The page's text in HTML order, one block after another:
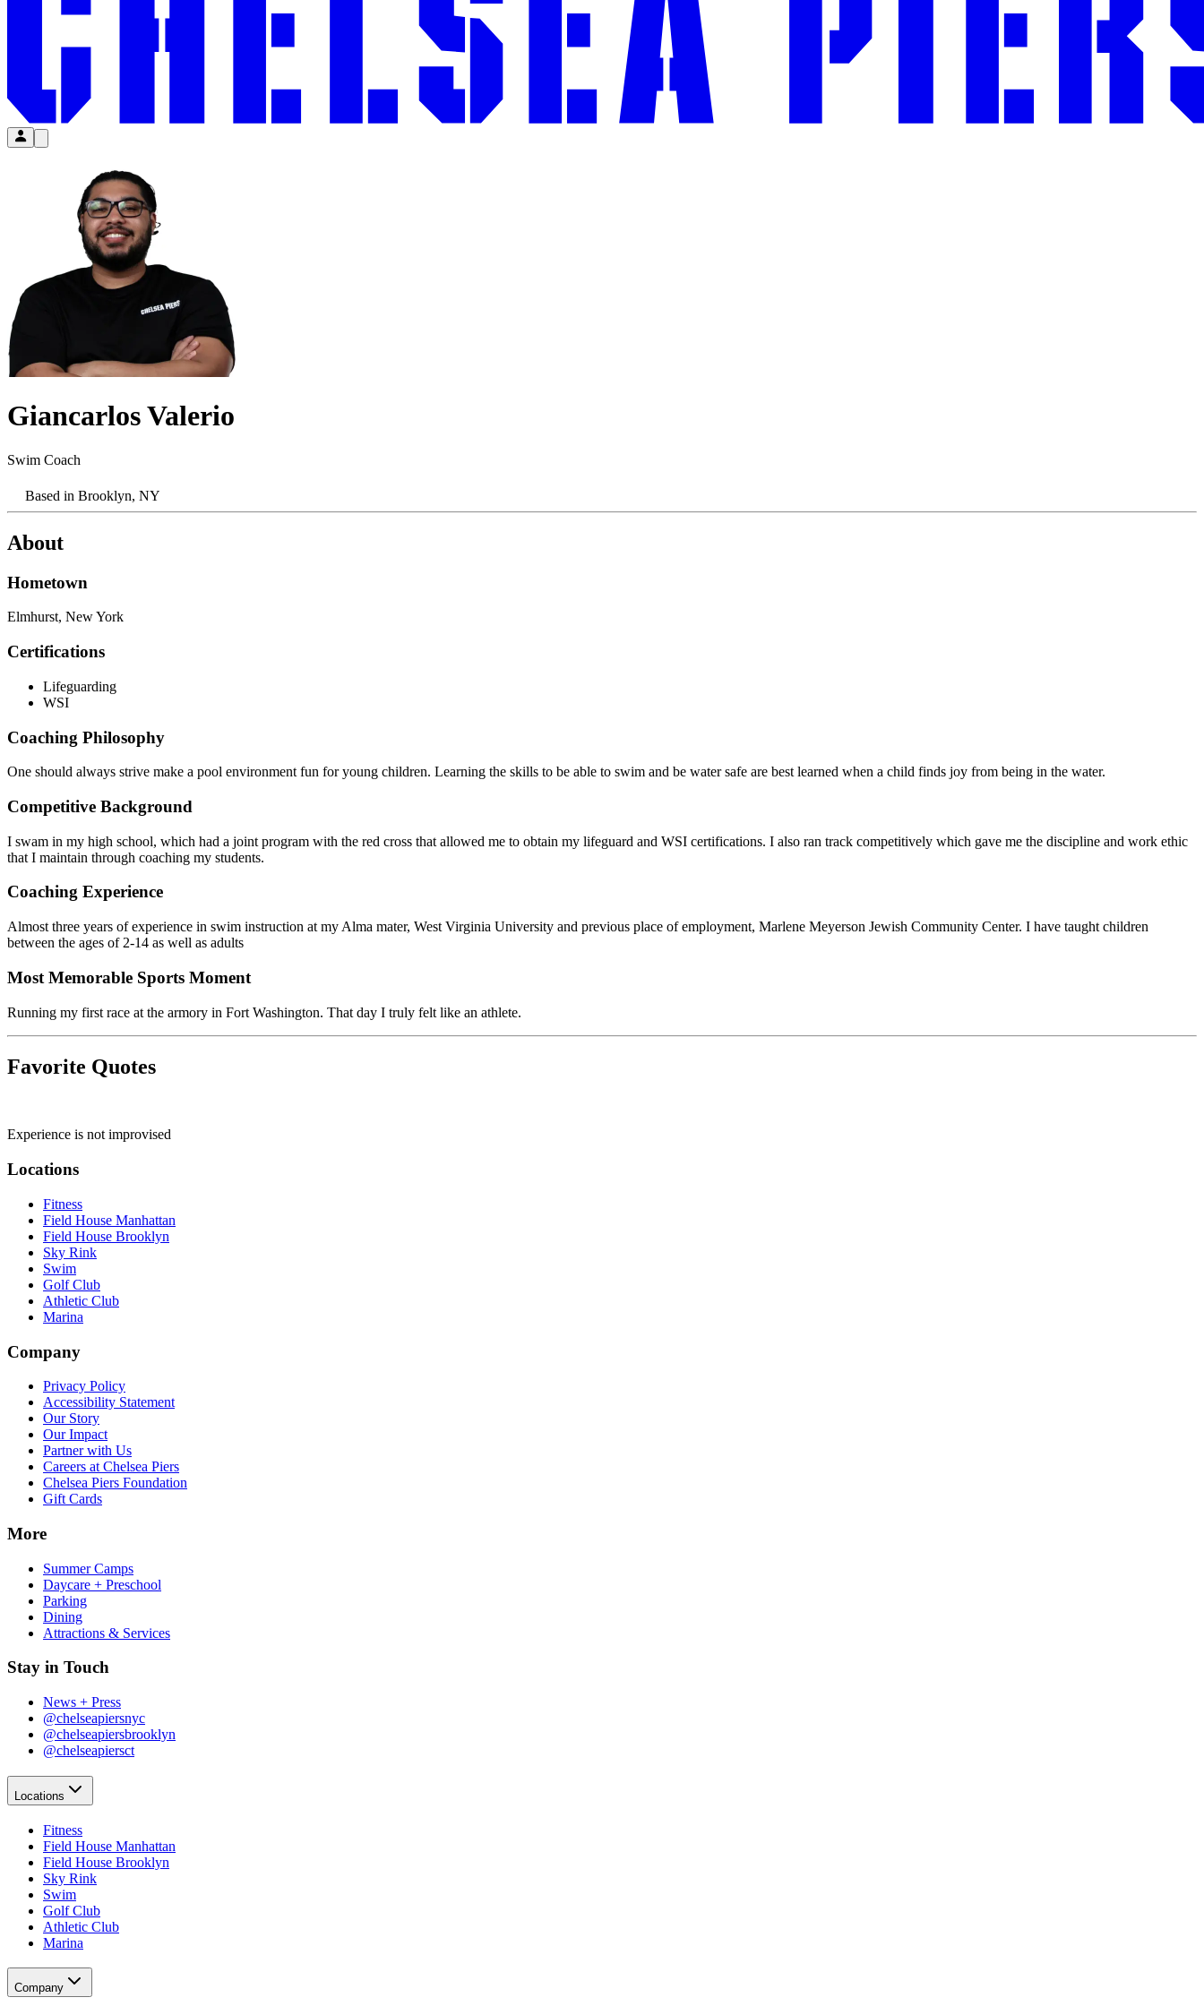
Giancarlos Valerio​​​​‌ ‍ ​‍​‍‌‍ ‌ ​‍‌‍‍‌‌‍‌ ‌‍‍‌‌‍ ‍​‍​‍​ ‍‍​‍​‍‌ ​ ‌‍​‌‌‍ ‍‌‍‍‌‌ ‌​‌ ‍‌​‍ ‍‌‍‍‌‌‍ ​‍​‍​‍ ​​‍​‍‌‍‍​‌ ​‍‌‍‌‌‌‍‌‍​‍​‍​ ‍‍​‍​‍‌‍‍​‌ ‌​‌ ‌​‌ ​​‌ ​ ​ ‍‍​‍ ​‍ ‌‍​ ‌‍‍​‌‍‌‌‌‍ ​‌ ​ ‌‍‌‌‌‍​‌‌ ​​‌‍‍‌‌‍‌‌‌ ​‍‌ ​ ​‍ ‍‌ ​ ‌‍​‌‌‍ ‍‌‍‍‌‌ ‌​‌ ‍‌​‍ ‍‌ ​ ‌ ‌​‌ ‌‌‌‍‌​‌‍‍‌‌‍ ​‍ ‌‍‍‌‌‍ ‍‌ ‌​‌‍‌‌‌‍ ‍‌ ‌​​‍ ‌‍‌‌‌‍‌​‌‍‍‌‌ ‌​​‍ ‌‍ ‌‌‍ ‌‍‌​‌‍‌‌​ ‌‌ ​​‌ ​‍‌‍‌‌‌ ​ ‌‍‌‌‌‍ ‍‌ ‌​‌‍​‌‌ ‌​‌‍‍‌‌‍ ‌‍ ‍​ ‍ ‌‍‍‌‌‍‌​​ ‌​ ‌‍​ ‌​​ ​‌​ ‍‌‌‍‌​‌‍​‌​ ‌‍‌‍‌‌​‍ ‌‌‍​‌​ ‌‌​ ​‍‌‍​‍​‍ ‌​ ‌​‌‍‌‍‌‍‌‌​ ​‌​‍ ‌​ ‍‌​ ​​‌‍​‍​ ‌ ​‍ ‌‌‍‌‍​ ​​​ ​ ‌‍​‍​ ‍‌​ ​‌​ ​​​ ‌​​ ‍​‌‍‌‌​ ‌ ​ ‍‌​ ‍ ‌ ‌​‌ ‍‌‌ ​​‌‍‌‌​ ‌‌‍​ ‌‍ ‌‍​‌‌‍​ ‌‍‍​​ ‍ ‌ ​​‌‍​‌‌ ‌​‌‍‍​​ ‌‌‍ ‍‌‍​‌‌‍ ‌‌‍‌‌​ ‌‍​‍‌‍​‌‌ ​ ‌‍‌‌‌‌‌‌‌ ​‍‌‍ ​​ ‌‌‍‍​‌ ‌​‌ ‌​‌ ​​‌ ​ ​‍‌‌​ ​ ‌​​‌​‍‌‌​ ​‍‌​‌‍​‍‌‌​ ​‍‌​‌‍‌‍​ ‌‍‍​‌‍‌‌‌‍ ​‌ ​ ‌‍‌‌‌‍​‌‌ ​​‌‍‍‌‌‍‌‌‌ ​‍‌ ​ ​‍ ‍‌ ​ ‌‍​‌‌‍ ‍‌‍‍‌‌ ‌​‌ ‍‌​‍ ‍‌ ​ ‌ ‌​‌ ‌‌‌‍‌​‌‍‍‌‌‍ ​‍‌‍‌‍‍‌‌‍‌​​ ‌​ ‌‍​ ‌​​ ​‌​ ‍‌‌‍‌​‌‍​‌​ ‌‍‌‍‌‌​‍ ‌‌‍​‌​ ‌‌​ ​‍‌‍​‍​‍ ‌​ ‌​‌‍‌‍‌‍‌‌​ ​‌​‍ ‌​ ‍‌​ ​​‌‍​‍​ ‌ ​‍ ‌‌‍‌‍​ ​​​ ​ ‌‍​‍​ ‍‌​ ​‌​ ​​​ ‌​​ ‍​‌‍‌‌​ ‌ ​ ‍‌​‍‌‍‌ ‌​‌ ‍‌‌ ​​‌‍‌‌​ ‌‌‍​ ‌‍ ‌‍​‌‌‍​ ‌‍‍​​‍‌‍‌ ​​‌‍​‌‌ ‌​‌‍‍​​ ‌‌‍ ‍‌‍​‌‌‍ ‌‌‍‌‌​‍‌‍‌ ​​‌‍‌‌‌ ​‍‌ ​ ‌ ​​‌‍‌‌‌‍​ ‌ ‌​‌‍‍‌‌ ‌‍‌‍‌‌​ ‌‌ ​​‌ ‌‌‌‍​‍‌‍ ​‌‍‍‌‌ ​ ‌‍‍​‌‍‌‌‌‍‌​​‍​‍‌ ‌
Swim Coach​​​​‌ ‍ ​‍​‍‌‍ ‌ ​‍‌‍‍‌‌‍‌ ‌‍‍‌‌‍ ‍​‍​‍​ ‍‍​‍​‍‌ ​ ‌‍​‌‌‍ ‍‌‍‍‌‌ ‌​‌ ‍‌​‍ ‍‌‍‍‌‌‍ ​‍​‍​‍ ​​‍​‍‌‍‍​‌ ​‍‌‍‌‌‌‍‌‍​‍​‍​ ‍‍​‍​‍‌‍‍​‌ ‌​‌ ‌​‌ ​​‌ ​ ​ ‍‍​‍ ​‍ ‌‍​ ‌‍‍​‌‍‌‌‌‍ ​‌ ​ ‌‍‌‌‌‍​‌‌ ​​‌‍‍‌‌‍‌‌‌ ​‍‌ ​ ​‍ ‍‌ ​ ‌‍​‌‌‍ ‍‌‍‍‌‌ ‌​‌ ‍‌​‍ ‍‌ ​ ‌ ‌​‌ ‌‌‌‍‌​‌‍‍‌‌‍ ​‍ ‌‍‍‌‌‍ ‍‌ ‌​‌‍‌‌‌‍ ‍‌ ‌​​‍ ‌‍‌‌‌‍‌​‌‍‍‌‌ ‌​​‍ ‌‍ ‌‌‍ ‌‍‌​‌‍‌‌​ ‌‌ ​​‌ ​‍‌‍‌‌‌ ​ ‌‍‌‌‌‍ ‍‌ ‌​‌‍​‌‌ ‌​‌‍‍‌‌‍ ‌‍ ‍​ ‍ ‌‍‍‌‌‍‌​​ ‌​ ‌‍​ ‌​​ ​‌​ ‍‌‌‍‌​‌‍​‌​ ‌‍‌‍‌‌​‍ ‌‌‍​‌​ ‌‌​ ​‍‌‍​‍​‍ ‌​ ‌​‌‍‌‍‌‍‌‌​ ​‌​‍ ‌​ ‍‌​ ​​‌‍​‍​ ‌ ​‍ ‌‌‍‌‍​ ​​​ ​ ‌‍​‍​ ‍‌​ ​‌​ ​​​ ‌​​ ‍​‌‍‌‌​ ‌ ​ ‍‌​ ‍ ‌ ‌​‌ ‍‌‌ ​​‌‍‌‌​ ‌‌‍​ ‌‍ ‌‍​‌‌‍​ ‌‍‍​​ ‍ ‌ ​​‌‍​‌‌ ‌​‌‍‍​​ ‌‌ ‌​‌‍‍‌‌ ‌​‌‍ ​‌‍‌‌​ ‌‍​‍‌‍​‌‌ ​ ‌‍‌‌‌‌‌‌‌ ​‍‌‍ ​​ ‌‌‍‍​‌ ‌​‌ ‌​‌ ​​‌ ​ ​‍‌‌​ ​ ‌​​‌​‍‌‌​ ​‍‌​‌‍​‍‌‌​ ​‍‌​‌‍‌‍​ ‌‍‍​‌‍‌‌‌‍ ​‌ ​ ‌‍‌‌‌‍​‌‌ ​​‌‍‍‌‌‍‌‌‌ ​‍‌ ​ ​‍ ‍‌ ​ ‌‍​‌‌‍ ‍‌‍‍‌‌ ‌​‌ ‍‌​‍ ‍‌ ​ ‌ ‌​‌ ‌‌‌‍‌​‌‍‍‌‌‍ ​‍‌‍‌‍‍‌‌‍‌​​ ‌​ ‌‍​ ‌​​ ​‌​ ‍‌‌‍‌​‌‍​‌​ ‌‍‌‍‌‌​‍ ‌‌‍​‌​ ‌‌​ ​‍‌‍​‍​‍ ‌​ ‌​‌‍‌‍‌‍‌‌​ ​‌​‍ ‌​ ‍‌​ ​​‌‍​‍​ ‌ ​‍ ‌‌‍‌‍​ ​​​ ​ ‌‍​‍​ ‍‌​ ​‌​ ​​​ ‌​​ ‍​‌‍‌‌​ ‌ ​ ‍‌​‍‌‍‌ ‌​‌ ‍‌‌ ​​‌‍‌‌​ ‌‌‍​ ‌‍ ‌‍​‌‌‍​ ‌‍‍​​‍‌‍‌ ​​‌‍​‌‌ ‌​‌‍‍​​ ‌‌ ‌​‌‍‍‌‌ ‌​‌‍ ​‌‍‌‌​‍‌‍‌ ​​‌‍‌‌‌ ​‍‌ ​ ‌ ​​‌‍‌‌‌‍​ ‌ ‌​‌‍‍‌‌ ‌‍‌‍‌‌​ ‌‌ ​​‌ ‌‌‌‍​‍‌‍ ​‌‍‍‌‌ ​ ‌‍‍​‌‍‌‌‌‍‌​​‍​‍‌ ‌
Based in Brooklyn, NY​​​​‌ ‍ ​‍​‍‌‍ ‌ ​‍‌‍‍‌‌‍‌ ‌‍‍‌‌‍ ‍​‍​‍​ ‍‍​‍​‍‌ ​ ‌‍​‌‌‍ ‍‌‍‍‌‌ ‌​‌ ‍‌​‍ ‍‌‍‍‌‌‍ ​‍​‍​‍ ​​‍​‍‌‍‍​‌ ​‍‌‍‌‌‌‍‌‍​‍​‍​ ‍‍​‍​‍‌‍‍​‌ ‌​‌ ‌​‌ ​​‌ ​ ​ ‍‍​‍ ​‍ ‌‍​ ‌‍‍​‌‍‌‌‌‍ ​‌ ​ ‌‍‌‌‌‍​‌‌ ​​‌‍‍‌‌‍‌‌‌ ​‍‌ ​ ​‍ ‍‌ ​ ‌‍​‌‌‍ ‍‌‍‍‌‌ ‌​‌ ‍‌​‍ ‍‌ ​ ‌ ‌​‌ ‌‌‌‍‌​‌‍‍‌‌‍ ​‍ ‌‍‍‌‌‍ ‍‌ ‌​‌‍‌‌‌‍ ‍‌ ‌​​‍ ‌‍‌‌‌‍‌​‌‍‍‌‌ ‌​​‍ ‌‍ ‌‌‍ ‌‍‌​‌‍‌‌​ ‌‌ ​​‌ ​‍‌‍‌‌‌ ​ ‌‍‌‌‌‍ ‍‌ ‌​‌‍​‌‌ ‌​‌‍‍‌‌‍ ‌‍ ‍​ ‍ ‌‍‍‌‌‍‌​​ ‌​ ‌‍​ ‌​​ ​‌​ ‍‌‌‍‌​‌‍​‌​ ‌‍‌‍‌‌​‍ ‌‌‍​‌​ ‌‌​ ​‍‌‍​‍​‍ ‌​ ‌​‌‍‌‍‌‍‌‌​ ​‌​‍ ‌​ ‍‌​ ​​‌‍​‍​ ‌ ​‍ ‌‌‍‌‍​ ​​​ ​ ‌‍​‍​ ‍‌​ ​‌​ ​​​ ‌​​ ‍​‌‍‌‌​ ‌ ​ ‍‌​ ‍ ‌ ‌​‌ ‍‌‌ ​​‌‍‌‌​ ‌‌‍​ ‌‍ ‌‍​‌‌‍​ ‌‍‍​​ ‍ ‌ ​​‌‍​‌‌ ‌​‌‍‍​​ ‌‌‍ ​‌‍ ‌‍​ ‌‍​‌‌ ‌​‌‍‍‌‌‍ ‌‍ ‍​ ‌‍​‍‌‍​‌‌ ​ ‌‍‌‌‌‌‌‌‌ ​‍‌‍ ​​ ‌‌‍‍​‌ ‌​‌ ‌​‌ ​​‌ ​ ​‍‌‌​ ​ ‌​​‌​‍‌‌​ ​‍‌​‌‍​‍‌‌​ ​‍‌​‌‍‌‍​ ‌‍‍​‌‍‌‌‌‍ ​‌ ​ ‌‍‌‌‌‍​‌‌ ​​‌‍‍‌‌‍‌‌‌ ​‍‌ ​ ​‍ ‍‌ ​ ‌‍​‌‌‍ ‍‌‍‍‌‌ ‌​‌ ‍‌​‍ ‍‌ ​ ‌ ‌​‌ ‌‌‌‍‌​‌‍‍‌‌‍ ​‍‌‍‌‍‍‌‌‍‌​​ ‌​ ‌‍​ ‌​​ ​‌​ ‍‌‌‍‌​‌‍​‌​ ‌‍‌‍‌‌​‍ ‌‌‍​‌​ ‌‌​ ​‍‌‍​‍​‍ ‌​ ‌​‌‍‌‍‌‍‌‌​ ​‌​‍ ‌​ ‍‌​ ​​‌‍​‍​ ‌ ​‍ ‌‌‍‌‍​ ​​​ ​ ‌‍​‍​ ‍‌​ ​‌​ ​​​ ‌​​ ‍​‌‍‌‌​ ‌ ​ ‍‌​‍‌‍‌ ‌​‌ ‍‌‌ ​​‌‍‌‌​ ‌‌‍​ ‌‍ ‌‍​‌‌‍​ ‌‍‍​​‍‌‍‌ ​​‌‍​‌‌ ‌​‌‍‍​​ ‌‌‍ ​‌‍ ‌‍​ ‌‍​‌‌ ‌​‌‍‍‌‌‍ ‌‍ ‍​‍‌‍‌ ​​‌‍‌‌‌ ​‍‌ ​ ‌ ​​‌‍‌‌‌‍​ ‌ ‌​‌‍‍‌‌ ‌‍‌‍‌‌​ ‌‌ ​​‌ ‌‌‌‍​‍‌‍ ​‌‍‍‌‌ ​ ‌‍‍​‌‍‌‌‌‍‌​​‍​‍‌ ‌
About
Hometown​​​​‌ ‍ ​‍​‍‌‍ ‌ ​‍‌‍‍‌‌‍‌ ‌‍‍‌‌‍ ‍​‍​‍​ ‍‍​‍​‍‌ ​ ‌‍​‌‌‍ ‍‌‍‍‌‌ ‌​‌ ‍‌​‍ ‍‌‍‍‌‌‍ ​‍​‍​‍ ​​‍​‍‌‍‍​‌ ​‍‌‍‌‌‌‍‌‍​‍​‍​ ‍‍​‍​‍‌‍‍​‌ ‌​‌ ‌​‌ ​​‌ ​ ​ ‍‍​‍ ​‍ ‌‍​ ‌‍‍​‌‍‌‌‌‍ ​‌ ​ ‌‍‌‌‌‍​‌‌ ​​‌‍‍‌‌‍‌‌‌ ​‍‌ ​ ​‍ ‍‌ ​ ‌‍​‌‌‍ ‍‌‍‍‌‌ ‌​‌ ‍‌​‍ ‍‌ ​ ‌ ‌​‌ ‌‌‌‍‌​‌‍‍‌‌‍ ​‍ ‌‍‍‌‌‍ ‍‌ ‌​‌‍‌‌‌‍ ‍‌ ‌​​‍ ‌‍‌‌‌‍‌​‌‍‍‌‌ ‌​​‍ ‌‍ ‌‌‍ ‌‍‌​‌‍‌‌​ ‌‌ ​​‌ ​‍‌‍‌‌‌ ​ ‌‍‌‌‌‍ ‍‌ ‌​‌‍​‌‌ ‌​‌‍‍‌‌‍ ‌‍ ‍​ ‍ ‌‍‍‌‌‍‌​​ ‌​ ‌‍​ ‌​​ ​‌​ ‍‌‌‍‌​‌‍​‌​ ‌‍‌‍‌‌​‍ ‌‌‍​‌​ ‌‌​ ​‍‌‍​‍​‍ ‌​ ‌​‌‍‌‍‌‍‌‌​ ​‌​‍ ‌​ ‍‌​ ​​‌‍​‍​ ‌ ​‍ ‌‌‍‌‍​ ​​​ ​ ‌‍​‍​ ‍‌​ ​‌​ ​​​ ‌​​ ‍​‌‍‌‌​ ‌ ​ ‍‌​ ‍ ‌ ‌​‌ ‍‌‌ ​​‌‍‌‌​ ‌‌‍​ ‌‍ ‌‍​‌‌‍​ ‌‍‍​​ ‍ ‌ ​​‌‍​‌‌ ‌​‌‍‍​​ ‌‌ ​‍‌‍‍‌‌‍​ ‌‍‍​‌‌‌​‌‍‌‌‌ ‍​‌ ‌​​‍‌‌​ ‌‌‌​​‍‌‌ ‌‍‍ ‌‍‌‌‌ ‍‌​‍‌‌​ ​ ‌​‌​​‍‌‌​ ​ ‌​‌​​‍‌‌​ ​‍​ ​‍‌​‍​‌​‍​‌‌‌‍​ ​ ‌‌‍‍‌‌​​‌ ​‌‌​​ ​‍‌‌​ ​‍​ ​‍​‍‌‌​ ‌‌‌​‌​​‍ ‍‌‍​ ‌‍‍​‌‍‍‌‌‍ ​‌‍‌​‌ ​‍‌‍‌‌‌‍ ‍​‍‌‌​ ‌‌‌​​‍‌‌ ‌‍‍ ‌‍‌‌‌ ‍‌​‍‌‌​ ​ ‌​‌​​‍‌‌​ ​ ‌​‌​​‍‌‌​ ​‍​ ​‍‌‌‌‌‌‍‍ ‌‌‌‌‌​ ‌‌ ​‌‌‍‌‍‌‌​‌‌​‍‍​‍‌‌​ ​‍​ ​‍​‍‌‌​ ‌‌‌​‌​​‍ ‍‌ ‌​‌‍‌‌‌ ‍​‌ ‌​​ ‌‍​‍‌‍​‌‌ ​ ‌‍‌‌‌‌‌‌‌ ​‍‌‍ ​​ ‌‌‍‍​‌ ‌​‌ ‌​‌ ​​‌ ​ ​‍‌‌​ ​ ‌​​‌​‍‌‌​ ​‍‌​‌‍​‍‌‌​ ​‍‌​‌‍‌‍​ ‌‍‍​‌‍‌‌‌‍ ​‌ ​ ‌‍‌‌‌‍​‌‌ ​​‌‍‍‌‌‍‌‌‌ ​‍‌ ​ ​‍ ‍‌ ​ ‌‍​‌‌‍ ‍‌‍‍‌‌ ‌​‌ ‍‌​‍ ‍‌ ​ ‌ ‌​‌ ‌‌‌‍‌​‌‍‍‌‌‍ ​‍‌‍‌‍‍‌‌‍‌​​ ‌​ ‌‍​ ‌​​ ​‌​ ‍‌‌‍‌​‌‍​‌​ ‌‍‌‍‌‌​‍ ‌‌‍​‌​ ‌‌​ ​‍‌‍​‍​‍ ‌​ ‌​‌‍‌‍‌‍‌‌​ ​‌​‍ ‌​ ‍‌​ ​​‌‍​‍​ ‌ ​‍ ‌‌‍‌‍​ ​​​ ​ ‌‍​‍​ ‍‌​ ​‌​ ​​​ ‌​​ ‍​‌‍‌‌​ ‌ ​ ‍‌​‍‌‍‌ ‌​‌ ‍‌‌ ​​‌‍‌‌​ ‌‌‍​ ‌‍ ‌‍​‌‌‍​ ‌‍‍​​‍‌‍‌ ​​‌‍​‌‌ ‌​‌‍‍​​ ‌‌ ​‍‌‍‍‌‌‍​ ‌‍‍​‌‌‌​‌‍‌‌‌ ‍​‌ ‌​​‍‌‌​ ‌‌‌​​‍‌‌ ‌‍‍ ‌‍‌‌‌ ‍‌​‍‌‌​ ​ ‌​‌​​‍‌‌​ ​ ‌​‌​​‍‌‌​ ​‍​ ​‍‌​‍​‌​‍​‌‌‌‍​ ​ ‌‌‍‍‌‌​​‌ ​‌‌​​ ​‍‌‌​ ​‍​ ​‍​‍‌‌​ ‌‌‌​‌​​‍ ‍‌‍​ ‌‍‍​‌‍‍‌‌‍ ​‌‍‌​‌ ​‍‌‍‌‌‌‍ ‍​‍‌‌​ ‌‌‌​​‍‌‌ ‌‍‍ ‌‍‌‌‌ ‍‌​‍‌‌​ ​ ‌​‌​​‍‌‌​ ​ ‌​‌​​‍‌‌​ ​‍​ ​‍‌‌‌‌‌‍‍ ‌‌‌‌‌​ ‌‌ ​‌‌‍‌‍‌‌​‌‌​‍‍​‍‌‌​ ​‍​ ​‍​‍‌‌​ ‌‌‌​‌​​‍ ‍‌ ‌​‌‍‌‌‌ ‍​‌ ‌​​‍‌‍‌ ​​‌‍‌‌‌ ​‍‌ ​ ‌ ​​‌‍‌‌‌‍​ ‌ ‌​‌‍‍‌‌ ‌‍‌‍‌‌​ ‌‌ ​​‌ ‌‌‌‍​‍‌‍ ​‌‍‍‌‌ ​ ‌‍‍​‌‍‌‌‌‍‌​​‍​‍‌ ‌
Elmhurst, New York​​​​‌ ‍ ​‍​‍‌‍ ‌ ​‍‌‍‍‌‌‍‌ ‌‍‍‌‌‍ ‍​‍​‍​ ‍‍​‍​‍‌ ​ ‌‍​‌‌‍ ‍‌‍‍‌‌ ‌​‌ ‍‌​‍ ‍‌‍‍‌‌‍ ​‍​‍​‍ ​​‍​‍‌‍‍​‌ ​‍‌‍‌‌‌‍‌‍​‍​‍​ ‍‍​‍​‍‌‍‍​‌ ‌​‌ ‌​‌ ​​‌ ​ ​ ‍‍​‍ ​‍ ‌‍​ ‌‍‍​‌‍‌‌‌‍ ​‌ ​ ‌‍‌‌‌‍​‌‌ ​​‌‍‍‌‌‍‌‌‌ ​‍‌ ​ ​‍ ‍‌ ​ ‌‍​‌‌‍ ‍‌‍‍‌‌ ‌​‌ ‍‌​‍ ‍‌ ​ ‌ ‌​‌ ‌‌‌‍‌​‌‍‍‌‌‍ ​‍ ‌‍‍‌‌‍ ‍‌ ‌​‌‍‌‌‌‍ ‍‌ ‌​​‍ ‌‍‌‌‌‍‌​‌‍‍‌‌ ‌​​‍ ‌‍ ‌‌‍ ‌‍‌​‌‍‌‌​ ‌‌ ​​‌ ​‍‌‍‌‌‌ ​ ‌‍‌‌‌‍ ‍‌ ‌​‌‍​‌‌ ‌​‌‍‍‌‌‍ ‌‍ ‍​ ‍ ‌‍‍‌‌‍‌​​ ‌​ ‌‍​ ‌​​ ​‌​ ‍‌‌‍‌​‌‍​‌​ ‌‍‌‍‌‌​‍ ‌‌‍​‌​ ‌‌​ ​‍‌‍​‍​‍ ‌​ ‌​‌‍‌‍‌‍‌‌​ ​‌​‍ ‌​ ‍‌​ ​​‌‍​‍​ ‌ ​‍ ‌‌‍‌‍​ ​​​ ​ ‌‍​‍​ ‍‌​ ​‌​ ​​​ ‌​​ ‍​‌‍‌‌​ ‌ ​ ‍‌​ ‍ ‌ ‌​‌ ‍‌‌ ​​‌‍‌‌​ ‌‌‍​ ‌‍ ‌‍​‌‌‍​ ‌‍‍​​ ‍ ‌ ​​‌‍​‌‌ ‌​‌‍‍​​ ‌‌ ​‍‌‍‍‌‌‍​ ‌‍‍​‌‌‌​‌‍‌‌‌ ‍​‌ ‌​​‍‌‌​ ‌‌‌​​‍‌‌ ‌‍‍ ‌‍‌‌‌ ‍‌​‍‌‌​ ​ ‌​‌​​‍‌‌​ ​ ‌​‌​​‍‌‌​ ​‍​ ​‍‌ ​​​ ‌ ‌‍​ ‌‍‌‍‌​​‍‌‌​‌‌​ ​‌​‌ ​‍‌‌​ ​‍​ ​‍​‍‌‌​ ‌‌‌​‌​​‍ ‍‌‍​ ‌‍‍​‌‍‍‌‌‍ ​‌‍‌​‌ ​‍‌‍‌‌‌‍ ‍​‍‌‌​ ‌‌‌​​‍‌‌ ‌‍‍ ‌‍‌‌‌ ‍‌​‍‌‌​ ​ ‌​‌​​‍‌‌​ ​ ‌​‌​​‍‌‌​ ​‍​ ​‍​ ‌‍‌​ ‍​ ​‌‌​​‌‌ ​‍‌‍‍​​ ‍​‌‍ ‍​‍‌‌​ ​‍​ ​‍​‍‌‌​ ‌‌‌​‌​​‍ ‍‌ ‌​‌‍‌‌‌ ‍​‌ ‌​​ ‌‍​‍‌‍​‌‌ ​ ‌‍‌‌‌‌‌‌‌ ​‍‌‍ ​​ ‌‌‍‍​‌ ‌​‌ ‌​‌ ​​‌ ​ ​‍‌‌​ ​ ‌​​‌​‍‌‌​ ​‍‌​‌‍​‍‌‌​ ​‍‌​‌‍‌‍​ ‌‍‍​‌‍‌‌‌‍ ​‌ ​ ‌‍‌‌‌‍​‌‌ ​​‌‍‍‌‌‍‌‌‌ ​‍‌ ​ ​‍ ‍‌ ​ ‌‍​‌‌‍ ‍‌‍‍‌‌ ‌​‌ ‍‌​‍ ‍‌ ​ ‌ ‌​‌ ‌‌‌‍‌​‌‍‍‌‌‍ ​‍‌‍‌‍‍‌‌‍‌​​ ‌​ ‌‍​ ‌​​ ​‌​ ‍‌‌‍‌​‌‍​‌​ ‌‍‌‍‌‌​‍ ‌‌‍​‌​ ‌‌​ ​‍‌‍​‍​‍ ‌​ ‌​‌‍‌‍‌‍‌‌​ ​‌​‍ ‌​ ‍‌​ ​​‌‍​‍​ ‌ ​‍ ‌‌‍‌‍​ ​​​ ​ ‌‍​‍​ ‍‌​ ​‌​ ​​​ ‌​​ ‍​‌‍‌‌​ ‌ ​ ‍‌​‍‌‍‌ ‌​‌ ‍‌‌ ​​‌‍‌‌​ ‌‌‍​ ‌‍ ‌‍​‌‌‍​ ‌‍‍​​‍‌‍‌ ​​‌‍​‌‌ ‌​‌‍‍​​ ‌‌ ​‍‌‍‍‌‌‍​ ‌‍‍​‌‌‌​‌‍‌‌‌ ‍​‌ ‌​​‍‌‌​ ‌‌‌​​‍‌‌ ‌‍‍ ‌‍‌‌‌ ‍‌​‍‌‌​ ​ ‌​‌​​‍‌‌​ ​ ‌​‌​​‍‌‌​ ​‍​ ​‍‌ ​​​ ‌ ‌‍​ ‌‍‌‍‌​​‍‌‌​‌‌​ ​‌​‌ ​‍‌‌​ ​‍​ ​‍​‍‌‌​ ‌‌‌​‌​​‍ ‍‌‍​ ‌‍‍​‌‍‍‌‌‍ ​‌‍‌​‌ ​‍‌‍‌‌‌‍ ‍​‍‌‌​ ‌‌‌​​‍‌‌ ‌‍‍ ‌‍‌‌‌ ‍‌​‍‌‌​ ​ ‌​‌​​‍‌‌​ ​ ‌​‌​​‍‌‌​ ​‍​ ​‍​ ‌‍‌​ ‍​ ​‌‌​​‌‌ ​‍‌‍‍​​ ‍​‌‍ ‍​‍‌‌​ ​‍​ ​‍​‍‌‌​ ‌‌‌​‌​​‍ ‍‌ ‌​‌‍‌‌‌ ‍​‌ ‌​​‍‌‍‌ ​​‌‍‌‌‌ ​‍‌ ​ ‌ ​​‌‍‌‌‌‍​ ‌ ‌​‌‍‍‌‌ ‌‍‌‍‌‌​ ‌‌ ​​‌ ‌‌‌‍​‍‌‍ ​‌‍‍‌‌ ​ ‌‍‍​‌‍‌‌‌‍‌​​‍​‍‌ ‌
Certifications​​​​‌ ‍ ​‍​‍‌‍ ‌ ​‍‌‍‍‌‌‍‌ ‌‍‍‌‌‍ ‍​‍​‍​ ‍‍​‍​‍‌ ​ ‌‍​‌‌‍ ‍‌‍‍‌‌ ‌​‌ ‍‌​‍ ‍‌‍‍‌‌‍ ​‍​‍​‍ ​​‍​‍‌‍‍​‌ ​‍‌‍‌‌‌‍‌‍​‍​‍​ ‍‍​‍​‍‌‍‍​‌ ‌​‌ ‌​‌ ​​‌ ​ ​ ‍‍​‍ ​‍ ‌‍​ ‌‍‍​‌‍‌‌‌‍ ​‌ ​ ‌‍‌‌‌‍​‌‌ ​​‌‍‍‌‌‍‌‌‌ ​‍‌ ​ ​‍ ‍‌ ​ ‌‍​‌‌‍ ‍‌‍‍‌‌ ‌​‌ ‍‌​‍ ‍‌ ​ ‌ ‌​‌ ‌‌‌‍‌​‌‍‍‌‌‍ ​‍ ‌‍‍‌‌‍ ‍‌ ‌​‌‍‌‌‌‍ ‍‌ ‌​​‍ ‌‍‌‌‌‍‌​‌‍‍‌‌ ‌​​‍ ‌‍ ‌‌‍ ‌‍‌​‌‍‌‌​ ‌‌ ​​‌ ​‍‌‍‌‌‌ ​ ‌‍‌‌‌‍ ‍‌ ‌​‌‍​‌‌ ‌​‌‍‍‌‌‍ ‌‍ ‍​ ‍ ‌‍‍‌‌‍‌​​ ‌​ ‌‍​ ‌​​ ​‌​ ‍‌‌‍‌​‌‍​‌​ ‌‍‌‍‌‌​‍ ‌‌‍​‌​ ‌‌​ ​‍‌‍​‍​‍ ‌​ ‌​‌‍‌‍‌‍‌‌​ ​‌​‍ ‌​ ‍‌​ ​​‌‍​‍​ ‌ ​‍ ‌‌‍‌‍​ ​​​ ​ ‌‍​‍​ ‍‌​ ​‌​ ​​​ ‌​​ ‍​‌‍‌‌​ ‌ ​ ‍‌​ ‍ ‌ ‌​‌ ‍‌‌ ​​‌‍‌‌​ ‌‌‍​ ‌‍ ‌‍​‌‌‍​ ‌‍‍​​ ‍ ‌ ​​‌‍​‌‌ ‌​‌‍‍​​ ‌‌ ​‍‌‍‍‌‌‍​ ‌‍‍​‌‌‌​‌‍‌‌‌ ‍​‌ ‌​​‍‌‌​ ‌‌‌​​‍‌‌ ‌‍‍ ‌‍‌‌‌ ‍‌​‍‌‌​ ​ ‌​‌​​‍‌‌​ ​ ‌​‌​​‍‌‌​ ​‍​ ​‍‌​ ‌‌‌‌ ‌‍ ‌‍​ ‌‍‍ ‌‌‍‍‌​ ‌‌​‌​‍‌‌​ ​‍​ ​‍​‍‌‌​ ‌‌‌​‌​​‍ ‍‌‍​ ‌‍‍​‌‍‍‌‌‍ ​‌‍‌​‌ ​‍‌‍‌‌‌‍ ‍​‍‌‌​ ‌‌‌​​‍‌‌ ‌‍‍ ‌‍‌‌‌ ‍‌​‍‌‌​ ​ ‌​‌​​‍‌‌​ ​ ‌​‌​​‍‌‌​ ​‍​ ​‍​ ‌‌‌ ‌‍‌ ‌​‌‌​ ‌​‌‍‌ ‍‍​ ‌‌‌​‍‌​‍‌‌​ ​‍​ ​‍​‍‌‌​ ‌‌‌​‌​​‍ ‍‌ ‌​‌‍‌‌‌ ‍​‌ ‌​​ ‌‍​‍‌‍​‌‌ ​ ‌‍‌‌‌‌‌‌‌ ​‍‌‍ ​​ ‌‌‍‍​‌ ‌​‌ ‌​‌ ​​‌ ​ ​‍‌‌​ ​ ‌​​‌​‍‌‌​ ​‍‌​‌‍​‍‌‌​ ​‍‌​‌‍‌‍​ ‌‍‍​‌‍‌‌‌‍ ​‌ ​ ‌‍‌‌‌‍​‌‌ ​​‌‍‍‌‌‍‌‌‌ ​‍‌ ​ ​‍ ‍‌ ​ ‌‍​‌‌‍ ‍‌‍‍‌‌ ‌​‌ ‍‌​‍ ‍‌ ​ ‌ ‌​‌ ‌‌‌‍‌​‌‍‍‌‌‍ ​‍‌‍‌‍‍‌‌‍‌​​ ‌​ ‌‍​ ‌​​ ​‌​ ‍‌‌‍‌​‌‍​‌​ ‌‍‌‍‌‌​‍ ‌‌‍​‌​ ‌‌​ ​‍‌‍​‍​‍ ‌​ ‌​‌‍‌‍‌‍‌‌​ ​‌​‍ ‌​ ‍‌​ ​​‌‍​‍​ ‌ ​‍ ‌‌‍‌‍​ ​​​ ​ ‌‍​‍​ ‍‌​ ​‌​ ​​​ ‌​​ ‍​‌‍‌‌​ ‌ ​ ‍‌​‍‌‍‌ ‌​‌ ‍‌‌ ​​‌‍‌‌​ ‌‌‍​ ‌‍ ‌‍​‌‌‍​ ‌‍‍​​‍‌‍‌ ​​‌‍​‌‌ ‌​‌‍‍​​ ‌‌ ​‍‌‍‍‌‌‍​ ‌‍‍​‌‌‌​‌‍‌‌‌ ‍​‌ ‌​​‍‌‌​ ‌‌‌​​‍‌‌ ‌‍‍ ‌‍‌‌‌ ‍‌​‍‌‌​ ​ ‌​‌​​‍‌‌​ ​ ‌​‌​​‍‌‌​ ​‍​ ​‍‌​ ‌‌‌‌ ‌‍ ‌‍​ ‌‍‍ ‌‌‍‍‌​ ‌‌​‌​‍‌‌​ ​‍​ ​‍​‍‌‌​ ‌‌‌​‌​​‍ ‍‌‍​ ‌‍‍​‌‍‍‌‌‍ ​‌‍‌​‌ ​‍‌‍‌‌‌‍ ‍​‍‌‌​ ‌‌‌​​‍‌‌ ‌‍‍ ‌‍‌‌‌ ‍‌​‍‌‌​ ​ ‌​‌​​‍‌‌​ ​ ‌​‌​​‍‌‌​ ​‍​ ​‍​ ‌‌‌ ‌‍‌ ‌​‌‌​ ‌​‌‍‌ ‍‍​ ‌‌‌​‍‌​‍‌‌​ ​‍​ ​‍​‍‌‌​ ‌‌‌​‌​​‍ ‍‌ ‌​‌‍‌‌‌ ‍​‌ ‌​​‍‌‍‌ ​​‌‍‌‌‌ ​‍‌ ​ ‌ ​​‌‍‌‌‌‍​ ‌ ‌​‌‍‍‌‌ ‌‍‌‍‌‌​ ‌‌ ​​‌ ‌‌‌‍​‍‌‍ ​‌‍‍‌‌ ​ ‌‍‍​‌‍‌‌‌‍‌​​‍​‍‌ ‌
Lifeguarding​​​​‌ ‍ ​‍​‍‌‍ ‌ ​‍‌‍‍‌‌‍‌ ‌‍‍‌‌‍ ‍​‍​‍​ ‍‍​‍​‍‌ ​ ‌‍​‌‌‍ ‍‌‍‍‌‌ ‌​‌ ‍‌​‍ ‍‌‍‍‌‌‍ ​‍​‍​‍ ​​‍​‍‌‍‍​‌ ​‍‌‍‌‌‌‍‌‍​‍​‍​ ‍‍​‍​‍‌‍‍​‌ ‌​‌ ‌​‌ ​​‌ ​ ​ ‍‍​‍ ​‍ ‌‍​ ‌‍‍​‌‍‌‌‌‍ ​‌ ​ ‌‍‌‌‌‍​‌‌ ​​‌‍‍‌‌‍‌‌‌ ​‍‌ ​ ​‍ ‍‌ ​ ‌‍​‌‌‍ ‍‌‍‍‌‌ ‌​‌ ‍‌​‍ ‍‌ ​ ‌ ‌​‌ ‌‌‌‍‌​‌‍‍‌‌‍ ​‍ ‌‍‍‌‌‍ ‍‌ ‌​‌‍‌‌‌‍ ‍‌ ‌​​‍ ‌‍‌‌‌‍‌​‌‍‍‌‌ ‌​​‍ ‌‍ ‌‌‍ ‌‍‌​‌‍‌‌​ ‌‌ ​​‌ ​‍‌‍‌‌‌ ​ ‌‍‌‌‌‍ ‍‌ ‌​‌‍​‌‌ ‌​‌‍‍‌‌‍ ‌‍ ‍​ ‍ ‌‍‍‌‌‍‌​​ ‌​ ‌‍​ ‌​​ ​‌​ ‍‌‌‍‌​‌‍​‌​ ‌‍‌‍‌‌​‍ ‌‌‍​‌​ ‌‌​ ​‍‌‍​‍​‍ ‌​ ‌​‌‍‌‍‌‍‌‌​ ​‌​‍ ‌​ ‍‌​ ​​‌‍​‍​ ‌ ​‍ ‌‌‍‌‍​ ​​​ ​ ‌‍​‍​ ‍‌​ ​‌​ ​​​ ‌​​ ‍​‌‍‌‌​ ‌ ​ ‍‌​ ‍ ‌ ‌​‌ ‍‌‌ ​​‌‍‌‌​ ‌‌‍​ ‌‍ ‌‍​‌‌‍​ ‌‍‍​​ ‍ ‌ ​​‌‍​‌‌ ‌​‌‍‍​​ ‌‌ ​‍‌‍‍‌‌‍​ ‌‍‍​‌‌‌​‌‍‌‌‌ ‍​‌ ‌​​‍‌‌​ ‌‌‌​​‍‌‌ ‌‍‍ ‌‍‌‌‌ ‍‌​‍‌‌​ ​ ‌​‌​​‍‌‌​ ​ ‌​‌​​‍‌‌​ ​‍​ ​‍‌‌‌ ‌​‍‌‌‌‌‌‌‍ ‌‌ ‌‍​ ‌ ‌​‍‍​ ‌ ​‍‌‌​ ​‍​ ​‍​‍‌‌​ ‌‌‌​‌​​‍ ‍‌‍​ ‌‍‍​‌‍‍‌‌‍ ​‌‍‌​‌ ​‍‌‍‌‌‌‍ ‍​‍‌‌​ ‌‌‌​​‍‌‌ ‌‍‍ ‌‍‌‌‌ ‍‌​‍‌‌​ ​ ‌​‌​​‍‌‌​ ​ ‌​‌​​‍‌‌​ ​‍​ ​‍‌​​‍‌ ‌​‌‍​‍‌ ‌ ‌​ ​​ ​ ‌‌‌ ‌ ​‌​‍‌‌​ ​‍​ ​‍​‍‌‌​ ‌‌‌​‌​​‍ ‍‌ ‌​‌‍‌‌‌ ‍​‌ ‌​​ ‌‍​‍‌‍​‌‌ ​ ‌‍‌‌‌‌‌‌‌ ​‍‌‍ ​​ ‌‌‍‍​‌ ‌​‌ ‌​‌ ​​‌ ​ ​‍‌‌​ ​ ‌​​‌​‍‌‌​ ​‍‌​‌‍​‍‌‌​ ​‍‌​‌‍‌‍​ ‌‍‍​‌‍‌‌‌‍ ​‌ ​ ‌‍‌‌‌‍​‌‌ ​​‌‍‍‌‌‍‌‌‌ ​‍‌ ​ ​‍ ‍‌ ​ ‌‍​‌‌‍ ‍‌‍‍‌‌ ‌​‌ ‍‌​‍ ‍‌ ​ ‌ ‌​‌ ‌‌‌‍‌​‌‍‍‌‌‍ ​‍‌‍‌‍‍‌‌‍‌​​ ‌​ ‌‍​ ‌​​ ​‌​ ‍‌‌‍‌​‌‍​‌​ ‌‍‌‍‌‌​‍ ‌‌‍​‌​ ‌‌​ ​‍‌‍​‍​‍ ‌​ ‌​‌‍‌‍‌‍‌‌​ ​‌​‍ ‌​ ‍‌​ ​​‌‍​‍​ ‌ ​‍ ‌‌‍‌‍​ ​​​ ​ ‌‍​‍​ ‍‌​ ​‌​ ​​​ ‌​​ ‍​‌‍‌‌​ ‌ ​ ‍‌​‍‌‍‌ ‌​‌ ‍‌‌ ​​‌‍‌‌​ ‌‌‍​ ‌‍ ‌‍​‌‌‍​ ‌‍‍​​‍‌‍‌ ​​‌‍​‌‌ ‌​‌‍‍​​ ‌‌ ​‍‌‍‍‌‌‍​ ‌‍‍​‌‌‌​‌‍‌‌‌ ‍​‌ ‌​​‍‌‌​ ‌‌‌​​‍‌‌ ‌‍‍ ‌‍‌‌‌ ‍‌​‍‌‌​ ​ ‌​‌​​‍‌‌​ ​ ‌​‌​​‍‌‌​ ​‍​ ​‍‌‌‌ ‌​‍‌‌‌‌‌‌‍ ‌‌ ‌‍​ ‌ ‌​‍‍​ ‌ ​‍‌‌​ ​‍​ ​‍​‍‌‌​ ‌‌‌​‌​​‍ ‍‌‍​ ‌‍‍​‌‍‍‌‌‍ ​‌‍‌​‌ ​‍‌‍‌‌‌‍ ‍​‍‌‌​ ‌‌‌​​‍‌‌ ‌‍‍ ‌‍‌‌‌ ‍‌​‍‌‌​ ​ ‌​‌​​‍‌‌​ ​ ‌​‌​​‍‌‌​ ​‍​ ​‍‌​​‍‌ ‌​‌‍​‍‌ ‌ ‌​ ​​ ​ ‌‌‌ ‌ ​‌​‍‌‌​ ​‍​ ​‍​‍‌‌​ ‌‌‌​‌​​‍ ‍‌ ‌​‌‍‌‌‌ ‍​‌ ‌​​‍‌‍‌ ​​‌‍‌‌‌ ​‍‌ ​ ‌ ​​‌‍‌‌‌‍​ ‌ ‌​‌‍‍‌‌ ‌‍‌‍‌‌​ ‌‌ ​​‌ ‌‌‌‍​‍‌‍ ​‌‍‍‌‌ ​ ‌‍‍​‌‍‌‌‌‍‌​​‍​‍‌ ‌
WSI​​​​‌ ‍ ​‍​‍‌‍ ‌ ​‍‌‍‍‌‌‍‌ ‌‍‍‌‌‍ ‍​‍​‍​ ‍‍​‍​‍‌ ​ ‌‍​‌‌‍ ‍‌‍‍‌‌ ‌​‌ ‍‌​‍ ‍‌‍‍‌‌‍ ​‍​‍​‍ ​​‍​‍‌‍‍​‌ ​‍‌‍‌‌‌‍‌‍​‍​‍​ ‍‍​‍​‍‌‍‍​‌ ‌​‌ ‌​‌ ​​‌ ​ ​ ‍‍​‍ ​‍ ‌‍​ ‌‍‍​‌‍‌‌‌‍ ​‌ ​ ‌‍‌‌‌‍​‌‌ ​​‌‍‍‌‌‍‌‌‌ ​‍‌ ​ ​‍ ‍‌ ​ ‌‍​‌‌‍ ‍‌‍‍‌‌ ‌​‌ ‍‌​‍ ‍‌ ​ ‌ ‌​‌ ‌‌‌‍‌​‌‍‍‌‌‍ ​‍ ‌‍‍‌‌‍ ‍‌ ‌​‌‍‌‌‌‍ ‍‌ ‌​​‍ ‌‍‌‌‌‍‌​‌‍‍‌‌ ‌​​‍ ‌‍ ‌‌‍ ‌‍‌​‌‍‌‌​ ‌‌ ​​‌ ​‍‌‍‌‌‌ ​ ‌‍‌‌‌‍ ‍‌ ‌​‌‍​‌‌ ‌​‌‍‍‌‌‍ ‌‍ ‍​ ‍ ‌‍‍‌‌‍‌​​ ‌​ ‌‍​ ‌​​ ​‌​ ‍‌‌‍‌​‌‍​‌​ ‌‍‌‍‌‌​‍ ‌‌‍​‌​ ‌‌​ ​‍‌‍​‍​‍ ‌​ ‌​‌‍‌‍‌‍‌‌​ ​‌​‍ ‌​ ‍‌​ ​​‌‍​‍​ ‌ ​‍ ‌‌‍‌‍​ ​​​ ​ ‌‍​‍​ ‍‌​ ​‌​ ​​​ ‌​​ ‍​‌‍‌‌​ ‌ ​ ‍‌​ ‍ ‌ ‌​‌ ‍‌‌ ​​‌‍‌‌​ ‌‌‍​ ‌‍ ‌‍​‌‌‍​ ‌‍‍​​ ‍ ‌ ​​‌‍​‌‌ ‌​‌‍‍​​ ‌‌ ​‍‌‍‍‌‌‍​ ‌‍‍​‌‌‌​‌‍‌‌‌ ‍​‌ ‌​​‍‌‌​ ‌‌‌​​‍‌‌ ‌‍‍ ‌‍‌‌‌ ‍‌​‍‌‌​ ​ ‌​‌​​‍‌‌​ ​ ‌​‌​​‍‌‌​ ​‍​ ​‍‌​ ​‌‌​‍​ ​ ‌‌‍‍‌‍‍ ‌​‌‌‌​‌‍‌‍​ ​‍‌‌​ ​‍​ ​‍​‍‌‌​ ‌‌‌​‌​​‍ ‍‌‍​ ‌‍‍​‌‍‍‌‌‍ ​‌‍‌​‌ ​‍‌‍‌‌‌‍ ‍​‍‌‌​ ‌‌‌​​‍‌‌ ‌‍‍ ‌‍‌‌‌ ‍‌​‍‌‌​ ​ ‌​‌​​‍‌‌​ ​ ‌​‌​​‍‌‌​ ​‍​ ​‍‌ ‍‌‌‌‌​‌‌​‌‌‌​‌‌‌‍‌​ ‌‍‌​‌​​ ​ ​‍‌‌​ ​‍​ ​‍​‍‌‌​ ‌‌‌​‌​​‍ ‍‌ ‌​‌‍‌‌‌ ‍​‌ ‌​​ ‌‍​‍‌‍​‌‌ ​ ‌‍‌‌‌‌‌‌‌ ​‍‌‍ ​​ ‌‌‍‍​‌ ‌​‌ ‌​‌ ​​‌ ​ ​‍‌‌​ ​ ‌​​‌​‍‌‌​ ​‍‌​‌‍​‍‌‌​ ​‍‌​‌‍‌‍​ ‌‍‍​‌‍‌‌‌‍ ​‌ ​ ‌‍‌‌‌‍​‌‌ ​​‌‍‍‌‌‍‌‌‌ ​‍‌ ​ ​‍ ‍‌ ​ ‌‍​‌‌‍ ‍‌‍‍‌‌ ‌​‌ ‍‌​‍ ‍‌ ​ ‌ ‌​‌ ‌‌‌‍‌​‌‍‍‌‌‍ ​‍‌‍‌‍‍‌‌‍‌​​ ‌​ ‌‍​ ‌​​ ​‌​ ‍‌‌‍‌​‌‍​‌​ ‌‍‌‍‌‌​‍ ‌‌‍​‌​ ‌‌​ ​‍‌‍​‍​‍ ‌​ ‌​‌‍‌‍‌‍‌‌​ ​‌​‍ ‌​ ‍‌​ ​​‌‍​‍​ ‌ ​‍ ‌‌‍‌‍​ ​​​ ​ ‌‍​‍​ ‍‌​ ​‌​ ​​​ ‌​​ ‍​‌‍‌‌​ ‌ ​ ‍‌​‍‌‍‌ ‌​‌ ‍‌‌ ​​‌‍‌‌​ ‌‌‍​ ‌‍ ‌‍​‌‌‍​ ‌‍‍​​‍‌‍‌ ​​‌‍​‌‌ ‌​‌‍‍​​ ‌‌ ​‍‌‍‍‌‌‍​ ‌‍‍​‌‌‌​‌‍‌‌‌ ‍​‌ ‌​​‍‌‌​ ‌‌‌​​‍‌‌ ‌‍‍ ‌‍‌‌‌ ‍‌​‍‌‌​ ​ ‌​‌​​‍‌‌​ ​ ‌​‌​​‍‌‌​ ​‍​ ​‍‌​ ​‌‌​‍​ ​ ‌‌‍‍‌‍‍ ‌​‌‌‌​‌‍‌‍​ ​‍‌‌​ ​‍​ ​‍​‍‌‌​ ‌‌‌​‌​​‍ ‍‌‍​ ‌‍‍​‌‍‍‌‌‍ ​‌‍‌​‌ ​‍‌‍‌‌‌‍ ‍​‍‌‌​ ‌‌‌​​‍‌‌ ‌‍‍ ‌‍‌‌‌ ‍‌​‍‌‌​ ​ ‌​‌​​‍‌‌​ ​ ‌​‌​​‍‌‌​ ​‍​ ​‍‌ ‍‌‌‌‌​‌‌​‌‌‌​‌‌‌‍‌​ ‌‍‌​‌​​ ​ ​‍‌‌​ ​‍​ ​‍​‍‌‌​ ‌‌‌​‌​​‍ ‍‌ ‌​‌‍‌‌‌ ‍​‌ ‌​​‍‌‍‌ ​​‌‍‌‌‌ ​‍‌ ​ ‌ ​​‌‍‌‌‌‍​ ‌ ‌​‌‍‍‌‌ ‌‍‌‍‌‌​ ‌‌ ​​‌ ‌‌‌‍​‍‌‍ ​‌‍‍‌‌ ​ ‌‍‍​‌‍‌‌‌‍‌​​‍​‍‌ ‌
Coaching Philosophy​​​​‌ ‍ ​‍​‍‌‍ ‌ ​‍‌‍‍‌‌‍‌ ‌‍‍‌‌‍ ‍​‍​‍​ ‍‍​‍​‍‌ ​ ‌‍​‌‌‍ ‍‌‍‍‌‌ ‌​‌ ‍‌​‍ ‍‌‍‍‌‌‍ ​‍​‍​‍ ​​‍​‍‌‍‍​‌ ​‍‌‍‌‌‌‍‌‍​‍​‍​ ‍‍​‍​‍‌‍‍​‌ ‌​‌ ‌​‌ ​​‌ ​ ​ ‍‍​‍ ​‍ ‌‍​ ‌‍‍​‌‍‌‌‌‍ ​‌ ​ ‌‍‌‌‌‍​‌‌ ​​‌‍‍‌‌‍‌‌‌ ​‍‌ ​ ​‍ ‍‌ ​ ‌‍​‌‌‍ ‍‌‍‍‌‌ ‌​‌ ‍‌​‍ ‍‌ ​ ‌ ‌​‌ ‌‌‌‍‌​‌‍‍‌‌‍ ​‍ ‌‍‍‌‌‍ ‍‌ ‌​‌‍‌‌‌‍ ‍‌ ‌​​‍ ‌‍‌‌‌‍‌​‌‍‍‌‌ ‌​​‍ ‌‍ ‌‌‍ ‌‍‌​‌‍‌‌​ ‌‌ ​​‌ ​‍‌‍‌‌‌ ​ ‌‍‌‌‌‍ ‍‌ ‌​‌‍​‌‌ ‌​‌‍‍‌‌‍ ‌‍ ‍​ ‍ ‌‍‍‌‌‍‌​​ ‌​ ‌‍​ ‌​​ ​‌​ ‍‌‌‍‌​‌‍​‌​ ‌‍‌‍‌‌​‍ ‌‌‍​‌​ ‌‌​ ​‍‌‍​‍​‍ ‌​ ‌​‌‍‌‍‌‍‌‌​ ​‌​‍ ‌​ ‍‌​ ​​‌‍​‍​ ‌ ​‍ ‌‌‍‌‍​ ​​​ ​ ‌‍​‍​ ‍‌​ ​‌​ ​​​ ‌​​ ‍​‌‍‌‌​ ‌ ​ ‍‌​ ‍ ‌ ‌​‌ ‍‌‌ ​​‌‍‌‌​ ‌‌‍​ ‌‍ ‌‍​‌‌‍​ ‌‍‍​​ ‍ ‌ ​​‌‍​‌‌ ‌​‌‍‍​​ ‌‌ ​‍‌‍‍‌‌‍​ ‌‍‍​‌‌‌​‌‍‌‌‌ ‍​‌ ‌​​‍‌‌​ ‌‌‌​​‍‌‌ ‌‍‍ ‌‍‌‌‌ ‍‌​‍‌‌​ ​ ‌​‌​​‍‌‌​ ​ ‌​‌​​‍‌‌​ ​‍​ ​‍‌‌​‌​ ​‌‌‌​‍​ ​​‌‍​ ‌​​‌‌ ​‌‌​‍ ​‍‌‌​ ​‍​ ​‍​‍‌‌​ ‌‌‌​‌​​‍ ‍‌‍​ ‌‍‍​‌‍‍‌‌‍ ​‌‍‌​‌ ​‍‌‍‌‌‌‍ ‍​‍‌‌​ ‌‌‌​​‍‌‌ ‌‍‍ ‌‍‌‌‌ ‍‌​‍‌‌​ ​ ‌​‌​​‍‌‌​ ​ ‌​‌​​‍‌‌​ ​‍​ ​‍‌‌​‍‌​ ‌‌‍‌‌‌‍‌‌‌​‍‌ ‍‌‌‌​ ‌‍​‌​‍‌‌​ ​‍​ ​‍​‍‌‌​ ‌‌‌​‌​​‍ ‍‌ ‌​‌‍‌‌‌ ‍​‌ ‌​​ ‌‍​‍‌‍​‌‌ ​ ‌‍‌‌‌‌‌‌‌ ​‍‌‍ ​​ ‌‌‍‍​‌ ‌​‌ ‌​‌ ​​‌ ​ ​‍‌‌​ ​ ‌​​‌​‍‌‌​ ​‍‌​‌‍​‍‌‌​ ​‍‌​‌‍‌‍​ ‌‍‍​‌‍‌‌‌‍ ​‌ ​ ‌‍‌‌‌‍​‌‌ ​​‌‍‍‌‌‍‌‌‌ ​‍‌ ​ ​‍ ‍‌ ​ ‌‍​‌‌‍ ‍‌‍‍‌‌ ‌​‌ ‍‌​‍ ‍‌ ​ ‌ ‌​‌ ‌‌‌‍‌​‌‍‍‌‌‍ ​‍‌‍‌‍‍‌‌‍‌​​ ‌​ ‌‍​ ‌​​ ​‌​ ‍‌‌‍‌​‌‍​‌​ ‌‍‌‍‌‌​‍ ‌‌‍​‌​ ‌‌​ ​‍‌‍​‍​‍ ‌​ ‌​‌‍‌‍‌‍‌‌​ ​‌​‍ ‌​ ‍‌​ ​​‌‍​‍​ ‌ ​‍ ‌‌‍‌‍​ ​​​ ​ ‌‍​‍​ ‍‌​ ​‌​ ​​​ ‌​​ ‍​‌‍‌‌​ ‌ ​ ‍‌​‍‌‍‌ ‌​‌ ‍‌‌ ​​‌‍‌‌​ ‌‌‍​ ‌‍ ‌‍​‌‌‍​ ‌‍‍​​‍‌‍‌ ​​‌‍​‌‌ ‌​‌‍‍​​ ‌‌ ​‍‌‍‍‌‌‍​ ‌‍‍​‌‌‌​‌‍‌‌‌ ‍​‌ ‌​​‍‌‌​ ‌‌‌​​‍‌‌ ‌‍‍ ‌‍‌‌‌ ‍‌​‍‌‌​ ​ ‌​‌​​‍‌‌​ ​ ‌​‌​​‍‌‌​ ​‍​ ​‍‌‌​‌​ ​‌‌‌​‍​ ​​‌‍​ ‌​​‌‌ ​‌‌​‍ ​‍‌‌​ ​‍​ ​‍​‍‌‌​ ‌‌‌​‌​​‍ ‍‌‍​ ‌‍‍​‌‍‍‌‌‍ ​‌‍‌​‌ ​‍‌‍‌‌‌‍ ‍​‍‌‌​ ‌‌‌​​‍‌‌ ‌‍‍ ‌‍‌‌‌ ‍‌​‍‌‌​ ​ ‌​‌​​‍‌‌​ ​ ‌​‌​​‍‌‌​ ​‍​ ​‍‌‌​‍‌​ ‌‌‍‌‌‌‍‌‌‌​‍‌ ‍‌‌‌​ ‌‍​‌​‍‌‌​ ​‍​ ​‍​‍‌‌​ ‌‌‌​‌​​‍ ‍‌ ‌​‌‍‌‌‌ ‍​‌ ‌​​‍‌‍‌ ​​‌‍‌‌‌ ​‍‌ ​ ‌ ​​‌‍‌‌‌‍​ ‌ ‌​‌‍‍‌‌ ‌‍‌‍‌‌​ ‌‌ ​​‌ ‌‌‌‍​‍‌‍ ​‌‍‍‌‌ ​ ‌‍‍​‌‍‌‌‌‍‌​​‍​‍‌ ‌
One should always strive make a pool environment fun for young children. Learning the skills to be able to swim and be water safe are best learned when a child finds joy from being in the water.​​​​‌ ‍ ​‍​‍‌‍ ‌ ​‍‌‍‍‌‌‍‌ ‌‍‍‌‌‍ ‍​‍​‍​ ‍‍​‍​‍‌ ​ ‌‍​‌‌‍ ‍‌‍‍‌‌ ‌​‌ ‍‌​‍ ‍‌‍‍‌‌‍ ​‍​‍​‍ ​​‍​‍‌‍‍​‌ ​‍‌‍‌‌‌‍‌‍​‍​‍​ ‍‍​‍​‍‌‍‍​‌ ‌​‌ ‌​‌ ​​‌ ​ ​ ‍‍​‍ ​‍ ‌‍​ ‌‍‍​‌‍‌‌‌‍ ​‌ ​ ‌‍‌‌‌‍​‌‌ ​​‌‍‍‌‌‍‌‌‌ ​‍‌ ​ ​‍ ‍‌ ​ ‌‍​‌‌‍ ‍‌‍‍‌‌ ‌​‌ ‍‌​‍ ‍‌ ​ ‌ ‌​‌ ‌‌‌‍‌​‌‍‍‌‌‍ ​‍ ‌‍‍‌‌‍ ‍‌ ‌​‌‍‌‌‌‍ ‍‌ ‌​​‍ ‌‍‌‌‌‍‌​‌‍‍‌‌ ‌​​‍ ‌‍ ‌‌‍ ‌‍‌​‌‍‌‌​ ‌‌ ​​‌ ​‍‌‍‌‌‌ ​ ‌‍‌‌‌‍ ‍‌ ‌​‌‍​‌‌ ‌​‌‍‍‌‌‍ ‌‍ ‍​ ‍ ‌‍‍‌‌‍‌​​ ‌​ ‌‍​ ‌​​ ​‌​ ‍‌‌‍‌​‌‍​‌​ ‌‍‌‍‌‌​‍ ‌‌‍​‌​ ‌‌​ ​‍‌‍​‍​‍ ‌​ ‌​‌‍‌‍‌‍‌‌​ ​‌​‍ ‌​ ‍‌​ ​​‌‍​‍​ ‌ ​‍ ‌‌‍‌‍​ ​​​ ​ ‌‍​‍​ ‍‌​ ​‌​ ​​​ ‌​​ ‍​‌‍‌‌​ ‌ ​ ‍‌​ ‍ ‌ ‌​‌ ‍‌‌ ​​‌‍‌‌​ ‌‌‍​ ‌‍ ‌‍​‌‌‍​ ‌‍‍​​ ‍ ‌ ​​‌‍​‌‌ ‌​‌‍‍​​ ‌‌ ​‍‌‍‍‌‌‍​ ‌‍‍​‌‌‌​‌‍‌‌‌ ‍​‌ ‌​​‍‌‌​ ‌‌‌​​‍‌‌ ‌‍‍ ‌‍‌‌‌ ‍‌​‍‌‌​ ​ ‌​‌​​‍‌‌​ ​ ‌​‌​​‍‌‌​ ​‍​ ​‍‌ ​‌‌‌‍‌‌​‌​​ ​‍‌​‍ ‌‍ ‌‌‌‌‌‍ ​‍‌‌​ ​‍​ ​‍​‍‌‌​ ‌‌‌​‌​​‍ ‍‌‍​ ‌‍‍​‌‍‍‌‌‍ ​‌‍‌​‌ ​‍‌‍‌‌‌‍ ‍​‍‌‌​ ‌‌‌​​‍‌‌ ‌‍‍ ‌‍‌‌‌ ‍‌​‍‌‌​ ​ ‌​‌​​‍‌‌​ ​ ‌​‌​​‍‌‌​ ​‍​ ​‍‌​​‍​ ​‌‌‍‌‍‌​ ‍‌​ ‌ ‌‌‌​ ​‌ ‌​​‍‌‌​ ​‍​ ​‍​‍‌‌​ ‌‌‌​‌​​‍ ‍‌ ‌​‌‍‌‌‌ ‍​‌ ‌​​ ‌‍​‍‌‍​‌‌ ​ ‌‍‌‌‌‌‌‌‌ ​‍‌‍ ​​ ‌‌‍‍​‌ ‌​‌ ‌​‌ ​​‌ ​ ​‍‌‌​ ​ ‌​​‌​‍‌‌​ ​‍‌​‌‍​‍‌‌​ ​‍‌​‌‍‌‍​ ‌‍‍​‌‍‌‌‌‍ ​‌ ​ ‌‍‌‌‌‍​‌‌ ​​‌‍‍‌‌‍‌‌‌ ​‍‌ ​ ​‍ ‍‌ ​ ‌‍​‌‌‍ ‍‌‍‍‌‌ ‌​‌ ‍‌​‍ ‍‌ ​ ‌ ‌​‌ ‌‌‌‍‌​‌‍‍‌‌‍ ​‍‌‍‌‍‍‌‌‍‌​​ ‌​ ‌‍​ ‌​​ ​‌​ ‍‌‌‍‌​‌‍​‌​ ‌‍‌‍‌‌​‍ ‌‌‍​‌​ ‌‌​ ​‍‌‍​‍​‍ ‌​ ‌​‌‍‌‍‌‍‌‌​ ​‌​‍ ‌​ ‍‌​ ​​‌‍​‍​ ‌ ​‍ ‌‌‍‌‍​ ​​​ ​ ‌‍​‍​ ‍‌​ ​‌​ ​​​ ‌​​ ‍​‌‍‌‌​ ‌ ​ ‍‌​‍‌‍‌ ‌​‌ ‍‌‌ ​​‌‍‌‌​ ‌‌‍​ ‌‍ ‌‍​‌‌‍​ ‌‍‍​​‍‌‍‌ ​​‌‍​‌‌ ‌​‌‍‍​​ ‌‌ ​‍‌‍‍‌‌‍​ ‌‍‍​‌‌‌​‌‍‌‌‌ ‍​‌ ‌​​‍‌‌​ ‌‌‌​​‍‌‌ ‌‍‍ ‌‍‌‌‌ ‍‌​‍‌‌​ ​ ‌​‌​​‍‌‌​ ​ ‌​‌​​‍‌‌​ ​‍​ ​‍‌ ​‌‌‌‍‌‌​‌​​ ​‍‌​‍ ‌‍ ‌‌‌‌‌‍ ​‍‌‌​ ​‍​ ​‍​‍‌‌​ ‌‌‌​‌​​‍ ‍‌‍​ ‌‍‍​‌‍‍‌‌‍ ​‌‍‌​‌ ​‍‌‍‌‌‌‍ ‍​‍‌‌​ ‌‌‌​​‍‌‌ ‌‍‍ ‌‍‌‌‌ ‍‌​‍‌‌​ ​ ‌​‌​​‍‌‌​ ​ ‌​‌​​‍‌‌​ ​‍​ ​‍‌​​‍​ ​‌‌‍‌‍‌​ ‍‌​ ‌ ‌‌‌​ ​‌ ‌​​‍‌‌​ ​‍​ ​‍​‍‌‌​ ‌‌‌​‌​​‍ ‍‌ ‌​‌‍‌‌‌ ‍​‌ ‌​​‍‌‍‌ ​​‌‍‌‌‌ ​‍‌ ​ ‌ ​​‌‍‌‌‌‍​ ‌ ‌​‌‍‍‌‌ ‌‍‌‍‌‌​ ‌‌ ​​‌ ‌‌‌‍​‍‌‍ ​‌‍‍‌‌ ​ ‌‍‍​‌‍‌‌‌‍‌​​‍​‍‌ ‌
Competitive Background​​​​‌ ‍ ​‍​‍‌‍ ‌ ​‍‌‍‍‌‌‍‌ ‌‍‍‌‌‍ ‍​‍​‍​ ‍‍​‍​‍‌ ​ ‌‍​‌‌‍ ‍‌‍‍‌‌ ‌​‌ ‍‌​‍ ‍‌‍‍‌‌‍ ​‍​‍​‍ ​​‍​‍‌‍‍​‌ ​‍‌‍‌‌‌‍‌‍​‍​‍​ ‍‍​‍​‍‌‍‍​‌ ‌​‌ ‌​‌ ​​‌ ​ ​ ‍‍​‍ ​‍ ‌‍​ ‌‍‍​‌‍‌‌‌‍ ​‌ ​ ‌‍‌‌‌‍​‌‌ ​​‌‍‍‌‌‍‌‌‌ ​‍‌ ​ ​‍ ‍‌ ​ ‌‍​‌‌‍ ‍‌‍‍‌‌ ‌​‌ ‍‌​‍ ‍‌ ​ ‌ ‌​‌ ‌‌‌‍‌​‌‍‍‌‌‍ ​‍ ‌‍‍‌‌‍ ‍‌ ‌​‌‍‌‌‌‍ ‍‌ ‌​​‍ ‌‍‌‌‌‍‌​‌‍‍‌‌ ‌​​‍ ‌‍ ‌‌‍ ‌‍‌​‌‍‌‌​ ‌‌ ​​‌ ​‍‌‍‌‌‌ ​ ‌‍‌‌‌‍ ‍‌ ‌​‌‍​‌‌ ‌​‌‍‍‌‌‍ ‌‍ ‍​ ‍ ‌‍‍‌‌‍‌​​ ‌​ ‌‍​ ‌​​ ​‌​ ‍‌‌‍‌​‌‍​‌​ ‌‍‌‍‌‌​‍ ‌‌‍​‌​ ‌‌​ ​‍‌‍​‍​‍ ‌​ ‌​‌‍‌‍‌‍‌‌​ ​‌​‍ ‌​ ‍‌​ ​​‌‍​‍​ ‌ ​‍ ‌‌‍‌‍​ ​​​ ​ ‌‍​‍​ ‍‌​ ​‌​ ​​​ ‌​​ ‍​‌‍‌‌​ ‌ ​ ‍‌​ ‍ ‌ ‌​‌ ‍‌‌ ​​‌‍‌‌​ ‌‌‍​ ‌‍ ‌‍​‌‌‍​ ‌‍‍​​ ‍ ‌ ​​‌‍​‌‌ ‌​‌‍‍​​ ‌‌ ​‍‌‍‍‌‌‍​ ‌‍‍​‌‌‌​‌‍‌‌‌ ‍​‌ ‌​​‍‌‌​ ‌‌‌​​‍‌‌ ‌‍‍ ‌‍‌‌‌ ‍‌​‍‌‌​ ​ ‌​‌​​‍‌‌​ ​ ‌​‌​​‍‌‌​ ​‍​ ​‍​ ‍‌‌‌‍‍‌‌‍​‌​‌ ​ ​‌​ ‍​‌‍​‍‌​ ​​‍‌‌​ ​‍​ ​‍​‍‌‌​ ‌‌‌​‌​​‍ ‍‌‍​ ‌‍‍​‌‍‍‌‌‍ ​‌‍‌​‌ ​‍‌‍‌‌‌‍ ‍​‍‌‌​ ‌‌‌​​‍‌‌ ‌‍‍ ‌‍‌‌‌ ‍‌​‍‌‌​ ​ ‌​‌​​‍‌‌​ ​ ‌​‌​​‍‌‌​ ​‍​ ​‍‌‍‌‍‌‌‌​‌‌‌ ‌ ‌ ‌‍‌‌‌‍‌‌​ ​‌‌‍ ​​‍‌‌​ ​‍​ ​‍​‍‌‌​ ‌‌‌​‌​​‍ ‍‌ ‌​‌‍‌‌‌ ‍​‌ ‌​​ ‌‍​‍‌‍​‌‌ ​ ‌‍‌‌‌‌‌‌‌ ​‍‌‍ ​​ ‌‌‍‍​‌ ‌​‌ ‌​‌ ​​‌ ​ ​‍‌‌​ ​ ‌​​‌​‍‌‌​ ​‍‌​‌‍​‍‌‌​ ​‍‌​‌‍‌‍​ ‌‍‍​‌‍‌‌‌‍ ​‌ ​ ‌‍‌‌‌‍​‌‌ ​​‌‍‍‌‌‍‌‌‌ ​‍‌ ​ ​‍ ‍‌ ​ ‌‍​‌‌‍ ‍‌‍‍‌‌ ‌​‌ ‍‌​‍ ‍‌ ​ ‌ ‌​‌ ‌‌‌‍‌​‌‍‍‌‌‍ ​‍‌‍‌‍‍‌‌‍‌​​ ‌​ ‌‍​ ‌​​ ​‌​ ‍‌‌‍‌​‌‍​‌​ ‌‍‌‍‌‌​‍ ‌‌‍​‌​ ‌‌​ ​‍‌‍​‍​‍ ‌​ ‌​‌‍‌‍‌‍‌‌​ ​‌​‍ ‌​ ‍‌​ ​​‌‍​‍​ ‌ ​‍ ‌‌‍‌‍​ ​​​ ​ ‌‍​‍​ ‍‌​ ​‌​ ​​​ ‌​​ ‍​‌‍‌‌​ ‌ ​ ‍‌​‍‌‍‌ ‌​‌ ‍‌‌ ​​‌‍‌‌​ ‌‌‍​ ‌‍ ‌‍​‌‌‍​ ‌‍‍​​‍‌‍‌ ​​‌‍​‌‌ ‌​‌‍‍​​ ‌‌ ​‍‌‍‍‌‌‍​ ‌‍‍​‌‌‌​‌‍‌‌‌ ‍​‌ ‌​​‍‌‌​ ‌‌‌​​‍‌‌ ‌‍‍ ‌‍‌‌‌ ‍‌​‍‌‌​ ​ ‌​‌​​‍‌‌​ ​ ‌​‌​​‍‌‌​ ​‍​ ​‍​ ‍‌‌‌‍‍‌‌‍​‌​‌ ​ ​‌​ ‍​‌‍​‍‌​ ​​‍‌‌​ ​‍​ ​‍​‍‌‌​ ‌‌‌​‌​​‍ ‍‌‍​ ‌‍‍​‌‍‍‌‌‍ ​‌‍‌​‌ ​‍‌‍‌‌‌‍ ‍​‍‌‌​ ‌‌‌​​‍‌‌ ‌‍‍ ‌‍‌‌‌ ‍‌​‍‌‌​ ​ ‌​‌​​‍‌‌​ ​ ‌​‌​​‍‌‌​ ​‍​ ​‍‌‍‌‍‌‌‌​‌‌‌ ‌ ‌ ‌‍‌‌‌‍‌‌​ ​‌‌‍ ​​‍‌‌​ ​‍​ ​‍​‍‌‌​ ‌‌‌​‌​​‍ ‍‌ ‌​‌‍‌‌‌ ‍​‌ ‌​​‍‌‍‌ ​​‌‍‌‌‌ ​‍‌ ​ ‌ ​​‌‍‌‌‌‍​ ‌ ‌​‌‍‍‌‌ ‌‍‌‍‌‌​ ‌‌ ​​‌ ‌‌‌‍​‍‌‍ ​‌‍‍‌‌ ​ ‌‍‍​‌‍‌‌‌‍‌​​‍​‍‌ ‌
I swam in my high school, which had a joint program with the red cross that allowed me to obtain my lifeguard and WSI certifications. I also ran track competitively which gave me the discipline and work ethic
that I maintain through coaching my students.​​​​‌ ‍ ​‍​‍‌‍ ‌ ​‍‌‍‍‌‌‍‌ ‌‍‍‌‌‍ ‍​‍​‍​ ‍‍​‍​‍‌ ​ ‌‍​‌‌‍ ‍‌‍‍‌‌ ‌​‌ ‍‌​‍ ‍‌‍‍‌‌‍ ​‍​‍​‍ ​​‍​‍‌‍‍​‌ ​‍‌‍‌‌‌‍‌‍​‍​‍​ ‍‍​‍​‍‌‍‍​‌ ‌​‌ ‌​‌ ​​‌ ​ ​ ‍‍​‍ ​‍ ‌‍​ ‌‍‍​‌‍‌‌‌‍ ​‌ ​ ‌‍‌‌‌‍​‌‌ ​​‌‍‍‌‌‍‌‌‌ ​‍‌ ​ ​‍ ‍‌ ​ ‌‍​‌‌‍ ‍‌‍‍‌‌ ‌​‌ ‍‌​‍ ‍‌ ​ ‌ ‌​‌ ‌‌‌‍‌​‌‍‍‌‌‍ ​‍ ‌‍‍‌‌‍ ‍‌ ‌​‌‍‌‌‌‍ ‍‌ ‌​​‍ ‌‍‌‌‌‍‌​‌‍‍‌‌ ‌​​‍ ‌‍ ‌‌‍ ‌‍‌​‌‍‌‌​ ‌‌ ​​‌ ​‍‌‍‌‌‌ ​ ‌‍‌‌‌‍ ‍‌ ‌​‌‍​‌‌ ‌​‌‍‍‌‌‍ ‌‍ ‍​ ‍ ‌‍‍‌‌‍‌​​ ‌​ ‌‍​ ‌​​ ​‌​ ‍‌‌‍‌​‌‍​‌​ ‌‍‌‍‌‌​‍ ‌‌‍​‌​ ‌‌​ ​‍‌‍​‍​‍ ‌​ ‌​‌‍‌‍‌‍‌‌​ ​‌​‍ ‌​ ‍‌​ ​​‌‍​‍​ ‌ ​‍ ‌‌‍‌‍​ ​​​ ​ ‌‍​‍​ ‍‌​ ​‌​ ​​​ ‌​​ ‍​‌‍‌‌​ ‌ ​ ‍‌​ ‍ ‌ ‌​‌ ‍‌‌ ​​‌‍‌‌​ ‌‌‍​ ‌‍ ‌‍​‌‌‍​ ‌‍‍​​ ‍ ‌ ​​‌‍​‌‌ ‌​‌‍‍​​ ‌‌ ​‍‌‍‍‌‌‍​ ‌‍‍​‌‌‌​‌‍‌‌‌ ‍​‌ ‌​​‍‌‌​ ‌‌‌​​‍‌‌ ‌‍‍ ‌‍‌‌‌ ‍‌​‍‌‌​ ​ ‌​‌​​‍‌‌​ ​ ‌​‌​​‍‌‌​ ​‍​ ​‍‌ ‍‍​ ‌​‌‍‌ ‌​ ‍‌​ ​‌‍​‍‌​‌‍‌ ‌ ​‍‌‌​ ​‍​ ​‍​‍‌‌​ ‌‌‌​‌​​‍ ‍‌‍​ ‌‍‍​‌‍‍‌‌‍ ​‌‍‌​‌ ​‍‌‍‌‌‌‍ ‍​‍‌‌​ ‌‌‌​​‍‌‌ ‌‍‍ ‌‍‌‌‌ ‍‌​‍‌‌​ ​ ‌​‌​​‍‌‌​ ​ ‌​‌​​‍‌‌​ ​‍​ ​‍‌​​ ‌ ‍‍‌​ ‌ ‌‌‌‌‍​‌ ​ ‌‍ ‌‍ ‌​‍‌‌​ ​‍​ ​‍​‍‌‌​ ‌‌‌​‌​​‍ ‍‌ ‌​‌‍‌‌‌ ‍​‌ ‌​​ ‌‍​‍‌‍​‌‌ ​ ‌‍‌‌‌‌‌‌‌ ​‍‌‍ ​​ ‌‌‍‍​‌ ‌​‌ ‌​‌ ​​‌ ​ ​‍‌‌​ ​ ‌​​‌​‍‌‌​ ​‍‌​‌‍​‍‌‌​ ​‍‌​‌‍‌‍​ ‌‍‍​‌‍‌‌‌‍ ​‌ ​ ‌‍‌‌‌‍​‌‌ ​​‌‍‍‌‌‍‌‌‌ ​‍‌ ​ ​‍ ‍‌ ​ ‌‍​‌‌‍ ‍‌‍‍‌‌ ‌​‌ ‍‌​‍ ‍‌ ​ ‌ ‌​‌ ‌‌‌‍‌​‌‍‍‌‌‍ ​‍‌‍‌‍‍‌‌‍‌​​ ‌​ ‌‍​ ‌​​ ​‌​ ‍‌‌‍‌​‌‍​‌​ ‌‍‌‍‌‌​‍ ‌‌‍​‌​ ‌‌​ ​‍‌‍​‍​‍ ‌​ ‌​‌‍‌‍‌‍‌‌​ ​‌​‍ ‌​ ‍‌​ ​​‌‍​‍​ ‌ ​‍ ‌‌‍‌‍​ ​​​ ​ ‌‍​‍​ ‍‌​ ​‌​ ​​​ ‌​​ ‍​‌‍‌‌​ ‌ ​ ‍‌​‍‌‍‌ ‌​‌ ‍‌‌ ​​‌‍‌‌​ ‌‌‍​ ‌‍ ‌‍​‌‌‍​ ‌‍‍​​‍‌‍‌ ​​‌‍​‌‌ ‌​‌‍‍​​ ‌‌ ​‍‌‍‍‌‌‍​ ‌‍‍​‌‌‌​‌‍‌‌‌ ‍​‌ ‌​​‍‌‌​ ‌‌‌​​‍‌‌ ‌‍‍ ‌‍‌‌‌ ‍‌​‍‌‌​ ​ ‌​‌​​‍‌‌​ ​ ‌​‌​​‍‌‌​ ​‍​ ​‍‌ ‍‍​ ‌​‌‍‌ ‌​ ‍‌​ ​‌‍​‍‌​‌‍‌ ‌ ​‍‌‌​ ​‍​ ​‍​‍‌‌​ ‌‌‌​‌​​‍ ‍‌‍​ ‌‍‍​‌‍‍‌‌‍ ​‌‍‌​‌ ​‍‌‍‌‌‌‍ ‍​‍‌‌​ ‌‌‌​​‍‌‌ ‌‍‍ ‌‍‌‌‌ ‍‌​‍‌‌​ ​ ‌​‌​​‍‌‌​ ​ ‌​‌​​‍‌‌​ ​‍​ ​‍‌​​ ‌ ‍‍‌​ ‌ ‌‌‌‌‍​‌ ​ ‌‍ ‌‍ ‌​‍‌‌​ ​‍​ ​‍​‍‌‌​ ‌‌‌​‌​​‍ ‍‌ ‌​‌‍‌‌‌ ‍​‌ ‌​​‍‌‍‌ ​​‌‍‌‌‌ ​‍‌ ​ ‌ ​​‌‍‌‌‌‍​ ‌ ‌​‌‍‍‌‌ ‌‍‌‍‌‌​ ‌‌ ​​‌ ‌‌‌‍​‍‌‍ ​‌‍‍‌‌ ​ ‌‍‍​‌‍‌‌‌‍‌​​‍​‍‌ ‌
Coaching Experience​​​​‌ ‍ ​‍​‍‌‍ ‌ ​‍‌‍‍‌‌‍‌ ‌‍‍‌‌‍ ‍​‍​‍​ ‍‍​‍​‍‌ ​ ‌‍​‌‌‍ ‍‌‍‍‌‌ ‌​‌ ‍‌​‍ ‍‌‍‍‌‌‍ ​‍​‍​‍ ​​‍​‍‌‍‍​‌ ​‍‌‍‌‌‌‍‌‍​‍​‍​ ‍‍​‍​‍‌‍‍​‌ ‌​‌ ‌​‌ ​​‌ ​ ​ ‍‍​‍ ​‍ ‌‍​ ‌‍‍​‌‍‌‌‌‍ ​‌ ​ ‌‍‌‌‌‍​‌‌ ​​‌‍‍‌‌‍‌‌‌ ​‍‌ ​ ​‍ ‍‌ ​ ‌‍​‌‌‍ ‍‌‍‍‌‌ ‌​‌ ‍‌​‍ ‍‌ ​ ‌ ‌​‌ ‌‌‌‍‌​‌‍‍‌‌‍ ​‍ ‌‍‍‌‌‍ ‍‌ ‌​‌‍‌‌‌‍ ‍‌ ‌​​‍ ‌‍‌‌‌‍‌​‌‍‍‌‌ ‌​​‍ ‌‍ ‌‌‍ ‌‍‌​‌‍‌‌​ ‌‌ ​​‌ ​‍‌‍‌‌‌ ​ ‌‍‌‌‌‍ ‍‌ ‌​‌‍​‌‌ ‌​‌‍‍‌‌‍ ‌‍ ‍​ ‍ ‌‍‍‌‌‍‌​​ ‌​ ‌‍​ ‌​​ ​‌​ ‍‌‌‍‌​‌‍​‌​ ‌‍‌‍‌‌​‍ ‌‌‍​‌​ ‌‌​ ​‍‌‍​‍​‍ ‌​ ‌​‌‍‌‍‌‍‌‌​ ​‌​‍ ‌​ ‍‌​ ​​‌‍​‍​ ‌ ​‍ ‌‌‍‌‍​ ​​​ ​ ‌‍​‍​ ‍‌​ ​‌​ ​​​ ‌​​ ‍​‌‍‌‌​ ‌ ​ ‍‌​ ‍ ‌ ‌​‌ ‍‌‌ ​​‌‍‌‌​ ‌‌‍​ ‌‍ ‌‍​‌‌‍​ ‌‍‍​​ ‍ ‌ ​​‌‍​‌‌ ‌​‌‍‍​​ ‌‌ ​‍‌‍‍‌‌‍​ ‌‍‍​‌‌‌​‌‍‌‌‌ ‍​‌ ‌​​‍‌‌​ ‌‌‌​​‍‌‌ ‌‍‍ ‌‍‌‌‌ ‍‌​‍‌‌​ ​ ‌​‌​​‍‌‌​ ​ ‌​‌​​‍‌‌​ ​‍​ ​‍​ ​‌‌‍‍‍‌‍‍ ‌‌‌‌‌‍‍​‌‍ ​‌‌​ ‌‍ ​​‍‌‌​ ​‍​ ​‍​‍‌‌​ ‌‌‌​‌​​‍ ‍‌‍​ ‌‍‍​‌‍‍‌‌‍ ​‌‍‌​‌ ​‍‌‍‌‌‌‍ ‍​‍‌‌​ ‌‌‌​​‍‌‌ ‌‍‍ ‌‍‌‌‌ ‍‌​‍‌‌​ ​ ‌​‌​​‍‌‌​ ​ ‌​‌​​‍‌‌​ ​‍​ ​‍​ ‍‌​ ‍‌​ ​ ‌‌​‍‌‌​‍‌‌​ ‌‍​ ‌‍ ‌​‍‌‌​ ​‍​ ​‍​‍‌‌​ ‌‌‌​‌​​‍ ‍‌ ‌​‌‍‌‌‌ ‍​‌ ‌​​ ‌‍​‍‌‍​‌‌ ​ ‌‍‌‌‌‌‌‌‌ ​‍‌‍ ​​ ‌‌‍‍​‌ ‌​‌ ‌​‌ ​​‌ ​ ​‍‌‌​ ​ ‌​​‌​‍‌‌​ ​‍‌​‌‍​‍‌‌​ ​‍‌​‌‍‌‍​ ‌‍‍​‌‍‌‌‌‍ ​‌ ​ ‌‍‌‌‌‍​‌‌ ​​‌‍‍‌‌‍‌‌‌ ​‍‌ ​ ​‍ ‍‌ ​ ‌‍​‌‌‍ ‍‌‍‍‌‌ ‌​‌ ‍‌​‍ ‍‌ ​ ‌ ‌​‌ ‌‌‌‍‌​‌‍‍‌‌‍ ​‍‌‍‌‍‍‌‌‍‌​​ ‌​ ‌‍​ ‌​​ ​‌​ ‍‌‌‍‌​‌‍​‌​ ‌‍‌‍‌‌​‍ ‌‌‍​‌​ ‌‌​ ​‍‌‍​‍​‍ ‌​ ‌​‌‍‌‍‌‍‌‌​ ​‌​‍ ‌​ ‍‌​ ​​‌‍​‍​ ‌ ​‍ ‌‌‍‌‍​ ​​​ ​ ‌‍​‍​ ‍‌​ ​‌​ ​​​ ‌​​ ‍​‌‍‌‌​ ‌ ​ ‍‌​‍‌‍‌ ‌​‌ ‍‌‌ ​​‌‍‌‌​ ‌‌‍​ ‌‍ ‌‍​‌‌‍​ ‌‍‍​​‍‌‍‌ ​​‌‍​‌‌ ‌​‌‍‍​​ ‌‌ ​‍‌‍‍‌‌‍​ ‌‍‍​‌‌‌​‌‍‌‌‌ ‍​‌ ‌​​‍‌‌​ ‌‌‌​​‍‌‌ ‌‍‍ ‌‍‌‌‌ ‍‌​‍‌‌​ ​ ‌​‌​​‍‌‌​ ​ ‌​‌​​‍‌‌​ ​‍​ ​‍​ ​‌‌‍‍‍‌‍‍ ‌‌‌‌‌‍‍​‌‍ ​‌‌​ ‌‍ ​​‍‌‌​ ​‍​ ​‍​‍‌‌​ ‌‌‌​‌​​‍ ‍‌‍​ ‌‍‍​‌‍‍‌‌‍ ​‌‍‌​‌ ​‍‌‍‌‌‌‍ ‍​‍‌‌​ ‌‌‌​​‍‌‌ ‌‍‍ ‌‍‌‌‌ ‍‌​‍‌‌​ ​ ‌​‌​​‍‌‌​ ​ ‌​‌​​‍‌‌​ ​‍​ ​‍​ ‍‌​ ‍‌​ ​ ‌‌​‍‌‌​‍‌‌​ ‌‍​ ‌‍ ‌​‍‌‌​ ​‍​ ​‍​‍‌‌​ ‌‌‌​‌​​‍ ‍‌ ‌​‌‍‌‌‌ ‍​‌ ‌​​‍‌‍‌ ​​‌‍‌‌‌ ​‍‌ ​ ‌ ​​‌‍‌‌‌‍​ ‌ ‌​‌‍‍‌‌ ‌‍‌‍‌‌​ ‌‌ ​​‌ ‌‌‌‍​‍‌‍ ​‌‍‍‌‌ ​ ‌‍‍​‌‍‌‌‌‍‌​​‍​‍‌ ‌
Almost three years of experience in swim instruction at my Alma mater, West Virginia University and previous place of employment, Marlene Meyerson Jewish Community Center. I have taught children
between the ages of 2-14 as well as adults​​​​‌ ‍ ​‍​‍‌‍ ‌ ​‍‌‍‍‌‌‍‌ ‌‍‍‌‌‍ ‍​‍​‍​ ‍‍​‍​‍‌ ​ ‌‍​‌‌‍ ‍‌‍‍‌‌ ‌​‌ ‍‌​‍ ‍‌‍‍‌‌‍ ​‍​‍​‍ ​​‍​‍‌‍‍​‌ ​‍‌‍‌‌‌‍‌‍​‍​‍​ ‍‍​‍​‍‌‍‍​‌ ‌​‌ ‌​‌ ​​‌ ​ ​ ‍‍​‍ ​‍ ‌‍​ ‌‍‍​‌‍‌‌‌‍ ​‌ ​ ‌‍‌‌‌‍​‌‌ ​​‌‍‍‌‌‍‌‌‌ ​‍‌ ​ ​‍ ‍‌ ​ ‌‍​‌‌‍ ‍‌‍‍‌‌ ‌​‌ ‍‌​‍ ‍‌ ​ ‌ ‌​‌ ‌‌‌‍‌​‌‍‍‌‌‍ ​‍ ‌‍‍‌‌‍ ‍‌ ‌​‌‍‌‌‌‍ ‍‌ ‌​​‍ ‌‍‌‌‌‍‌​‌‍‍‌‌ ‌​​‍ ‌‍ ‌‌‍ ‌‍‌​‌‍‌‌​ ‌‌ ​​‌ ​‍‌‍‌‌‌ ​ ‌‍‌‌‌‍ ‍‌ ‌​‌‍​‌‌ ‌​‌‍‍‌‌‍ ‌‍ ‍​ ‍ ‌‍‍‌‌‍‌​​ ‌​ ‌‍​ ‌​​ ​‌​ ‍‌‌‍‌​‌‍​‌​ ‌‍‌‍‌‌​‍ ‌‌‍​‌​ ‌‌​ ​‍‌‍​‍​‍ ‌​ ‌​‌‍‌‍‌‍‌‌​ ​‌​‍ ‌​ ‍‌​ ​​‌‍​‍​ ‌ ​‍ ‌‌‍‌‍​ ​​​ ​ ‌‍​‍​ ‍‌​ ​‌​ ​​​ ‌​​ ‍​‌‍‌‌​ ‌ ​ ‍‌​ ‍ ‌ ‌​‌ ‍‌‌ ​​‌‍‌‌​ ‌‌‍​ ‌‍ ‌‍​‌‌‍​ ‌‍‍​​ ‍ ‌ ​​‌‍​‌‌ ‌​‌‍‍​​ ‌‌ ​‍‌‍‍‌‌‍​ ‌‍‍​‌‌‌​‌‍‌‌‌ ‍​‌ ‌​​‍‌‌​ ‌‌‌​​‍‌‌ ‌‍‍ ‌‍‌‌‌ ‍‌​‍‌‌​ ​ ‌​‌​​‍‌‌​ ​ ‌​‌​​‍‌‌​ ​‍​ ​‍‌‌​​‌‍​‍‌ ‌‍‌ ‍​‌‍‍​‌‍ ‍‌​ ​​ ‌‍​‍‌‌​ ​‍​ ​‍​‍‌‌​ ‌‌‌​‌​​‍ ‍‌‍​ ‌‍‍​‌‍‍‌‌‍ ​‌‍‌​‌ ​‍‌‍‌‌‌‍ ‍​‍‌‌​ ‌‌‌​​‍‌‌ ‌‍‍ ‌‍‌‌‌ ‍‌​‍‌‌​ ​ ‌​‌​​‍‌‌​ ​ ‌​‌​​‍‌‌​ ​‍​ ​‍‌‍‌ ​ ‍​‌‍‍‍‌‍​ ‌​‌​‌‌‌​‌‌‍‌‌‌‌‌​‍‌‌​ ​‍​ ​‍​‍‌‌​ ‌‌‌​‌​​‍ ‍‌ ‌​‌‍‌‌‌ ‍​‌ ‌​​ ‌‍​‍‌‍​‌‌ ​ ‌‍‌‌‌‌‌‌‌ ​‍‌‍ ​​ ‌‌‍‍​‌ ‌​‌ ‌​‌ ​​‌ ​ ​‍‌‌​ ​ ‌​​‌​‍‌‌​ ​‍‌​‌‍​‍‌‌​ ​‍‌​‌‍‌‍​ ‌‍‍​‌‍‌‌‌‍ ​‌ ​ ‌‍‌‌‌‍​‌‌ ​​‌‍‍‌‌‍‌‌‌ ​‍‌ ​ ​‍ ‍‌ ​ ‌‍​‌‌‍ ‍‌‍‍‌‌ ‌​‌ ‍‌​‍ ‍‌ ​ ‌ ‌​‌ ‌‌‌‍‌​‌‍‍‌‌‍ ​‍‌‍‌‍‍‌‌‍‌​​ ‌​ ‌‍​ ‌​​ ​‌​ ‍‌‌‍‌​‌‍​‌​ ‌‍‌‍‌‌​‍ ‌‌‍​‌​ ‌‌​ ​‍‌‍​‍​‍ ‌​ ‌​‌‍‌‍‌‍‌‌​ ​‌​‍ ‌​ ‍‌​ ​​‌‍​‍​ ‌ ​‍ ‌‌‍‌‍​ ​​​ ​ ‌‍​‍​ ‍‌​ ​‌​ ​​​ ‌​​ ‍​‌‍‌‌​ ‌ ​ ‍‌​‍‌‍‌ ‌​‌ ‍‌‌ ​​‌‍‌‌​ ‌‌‍​ ‌‍ ‌‍​‌‌‍​ ‌‍‍​​‍‌‍‌ ​​‌‍​‌‌ ‌​‌‍‍​​ ‌‌ ​‍‌‍‍‌‌‍​ ‌‍‍​‌‌‌​‌‍‌‌‌ ‍​‌ ‌​​‍‌‌​ ‌‌‌​​‍‌‌ ‌‍‍ ‌‍‌‌‌ ‍‌​‍‌‌​ ​ ‌​‌​​‍‌‌​ ​ ‌​‌​​‍‌‌​ ​‍​ ​‍‌‌​​‌‍​‍‌ ‌‍‌ ‍​‌‍‍​‌‍ ‍‌​ ​​ ‌‍​‍‌‌​ ​‍​ ​‍​‍‌‌​ ‌‌‌​‌​​‍ ‍‌‍​ ‌‍‍​‌‍‍‌‌‍ ​‌‍‌​‌ ​‍‌‍‌‌‌‍ ‍​‍‌‌​ ‌‌‌​​‍‌‌ ‌‍‍ ‌‍‌‌‌ ‍‌​‍‌‌​ ​ ‌​‌​​‍‌‌​ ​ ‌​‌​​‍‌‌​ ​‍​ ​‍‌‍‌ ​ ‍​‌‍‍‍‌‍​ ‌​‌​‌‌‌​‌‌‍‌‌‌‌‌​‍‌‌​ ​‍​ ​‍​‍‌‌​ ‌‌‌​‌​​‍ ‍‌ ‌​‌‍‌‌‌ ‍​‌ ‌​​‍‌‍‌ ​​‌‍‌‌‌ ​‍‌ ​ ‌ ​​‌‍‌‌‌‍​ ‌ ‌​‌‍‍‌‌ ‌‍‌‍‌‌​ ‌‌ ​​‌ ‌‌‌‍​‍‌‍ ​‌‍‍‌‌ ​ ‌‍‍​‌‍‌‌‌‍‌​​‍​‍‌ ‌
Most Memorable Sports Moment​​​​‌ ‍ ​‍​‍‌‍ ‌ ​‍‌‍‍‌‌‍‌ ‌‍‍‌‌‍ ‍​‍​‍​ ‍‍​‍​‍‌ ​ ‌‍​‌‌‍ ‍‌‍‍‌‌ ‌​‌ ‍‌​‍ ‍‌‍‍‌‌‍ ​‍​‍​‍ ​​‍​‍‌‍‍​‌ ​‍‌‍‌‌‌‍‌‍​‍​‍​ ‍‍​‍​‍‌‍‍​‌ ‌​‌ ‌​‌ ​​‌ ​ ​ ‍‍​‍ ​‍ ‌‍​ ‌‍‍​‌‍‌‌‌‍ ​‌ ​ ‌‍‌‌‌‍​‌‌ ​​‌‍‍‌‌‍‌‌‌ ​‍‌ ​ ​‍ ‍‌ ​ ‌‍​‌‌‍ ‍‌‍‍‌‌ ‌​‌ ‍‌​‍ ‍‌ ​ ‌ ‌​‌ ‌‌‌‍‌​‌‍‍‌‌‍ ​‍ ‌‍‍‌‌‍ ‍‌ ‌​‌‍‌‌‌‍ ‍‌ ‌​​‍ ‌‍‌‌‌‍‌​‌‍‍‌‌ ‌​​‍ ‌‍ ‌‌‍ ‌‍‌​‌‍‌‌​ ‌‌ ​​‌ ​‍‌‍‌‌‌ ​ ‌‍‌‌‌‍ ‍‌ ‌​‌‍​‌‌ ‌​‌‍‍‌‌‍ ‌‍ ‍​ ‍ ‌‍‍‌‌‍‌​​ ‌​ ‌‍​ ‌​​ ​‌​ ‍‌‌‍‌​‌‍​‌​ ‌‍‌‍‌‌​‍ ‌‌‍​‌​ ‌‌​ ​‍‌‍​‍​‍ ‌​ ‌​‌‍‌‍‌‍‌‌​ ​‌​‍ ‌​ ‍‌​ ​​‌‍​‍​ ‌ ​‍ ‌‌‍‌‍​ ​​​ ​ ‌‍​‍​ ‍‌​ ​‌​ ​​​ ‌​​ ‍​‌‍‌‌​ ‌ ​ ‍‌​ ‍ ‌ ‌​‌ ‍‌‌ ​​‌‍‌‌​ ‌‌‍​ ‌‍ ‌‍​‌‌‍​ ‌‍‍​​ ‍ ‌ ​​‌‍​‌‌ ‌​‌‍‍​​ ‌‌ ​‍‌‍‍‌‌‍​ ‌‍‍​‌‌‌​‌‍‌‌‌ ‍​‌ ‌​​‍‌‌​ ‌‌‌​​‍‌‌ ‌‍‍ ‌‍‌‌‌ ‍‌​‍‌‌​ ​ ‌​‌​​‍‌‌​ ​ ‌​‌​​‍‌‌​ ​‍​ ​‍‌ ​ ​ ​‌​ ‌‌‌ ​ ‌‌‌‍​ ​​‌‍‍‍‌​​‌​‍‌‌​ ​‍​ ​‍​‍‌‌​ ‌‌‌​‌​​‍ ‍‌‍​ ‌‍‍​‌‍‍‌‌‍ ​‌‍‌​‌ ​‍‌‍‌‌‌‍ ‍​‍‌‌​ ‌‌‌​​‍‌‌ ‌‍‍ ‌‍‌‌‌ ‍‌​‍‌‌​ ​ ‌​‌​​‍‌‌​ ​ ‌​‌​​‍‌‌​ ​‍​ ​‍‌​‍‍‌​​‍‌‍ ‌‌​‍‍‌‍​‍‌‍ ‌‌‌‌‌​ ​‍​‍‌‌​ ​‍​ ​‍​‍‌‌​ ‌‌‌​‌​​‍ ‍‌ ‌​‌‍‌‌‌ ‍​‌ ‌​​ ‌‍​‍‌‍​‌‌ ​ ‌‍‌‌‌‌‌‌‌ ​‍‌‍ ​​ ‌‌‍‍​‌ ‌​‌ ‌​‌ ​​‌ ​ ​‍‌‌​ ​ ‌​​‌​‍‌‌​ ​‍‌​‌‍​‍‌‌​ ​‍‌​‌‍‌‍​ ‌‍‍​‌‍‌‌‌‍ ​‌ ​ ‌‍‌‌‌‍​‌‌ ​​‌‍‍‌‌‍‌‌‌ ​‍‌ ​ ​‍ ‍‌ ​ ‌‍​‌‌‍ ‍‌‍‍‌‌ ‌​‌ ‍‌​‍ ‍‌ ​ ‌ ‌​‌ ‌‌‌‍‌​‌‍‍‌‌‍ ​‍‌‍‌‍‍‌‌‍‌​​ ‌​ ‌‍​ ‌​​ ​‌​ ‍‌‌‍‌​‌‍​‌​ ‌‍‌‍‌‌​‍ ‌‌‍​‌​ ‌‌​ ​‍‌‍​‍​‍ ‌​ ‌​‌‍‌‍‌‍‌‌​ ​‌​‍ ‌​ ‍‌​ ​​‌‍​‍​ ‌ ​‍ ‌‌‍‌‍​ ​​​ ​ ‌‍​‍​ ‍‌​ ​‌​ ​​​ ‌​​ ‍​‌‍‌‌​ ‌ ​ ‍‌​‍‌‍‌ ‌​‌ ‍‌‌ ​​‌‍‌‌​ ‌‌‍​ ‌‍ ‌‍​‌‌‍​ ‌‍‍​​‍‌‍‌ ​​‌‍​‌‌ ‌​‌‍‍​​ ‌‌ ​‍‌‍‍‌‌‍​ ‌‍‍​‌‌‌​‌‍‌‌‌ ‍​‌ ‌​​‍‌‌​ ‌‌‌​​‍‌‌ ‌‍‍ ‌‍‌‌‌ ‍‌​‍‌‌​ ​ ‌​‌​​‍‌‌​ ​ ‌​‌​​‍‌‌​ ​‍​ ​‍‌ ​ ​ ​‌​ ‌‌‌ ​ ‌‌‌‍​ ​​‌‍‍‍‌​​‌​‍‌‌​ ​‍​ ​‍​‍‌‌​ ‌‌‌​‌​​‍ ‍‌‍​ ‌‍‍​‌‍‍‌‌‍ ​‌‍‌​‌ ​‍‌‍‌‌‌‍ ‍​‍‌‌​ ‌‌‌​​‍‌‌ ‌‍‍ ‌‍‌‌‌ ‍‌​‍‌‌​ ​ ‌​‌​​‍‌‌​ ​ ‌​‌​​‍‌‌​ ​‍​ ​‍‌​‍‍‌​​‍‌‍ ‌‌​‍‍‌‍​‍‌‍ ‌‌‌‌‌​ ​‍​‍‌‌​ ​‍​ ​‍​‍‌‌​ ‌‌‌​‌​​‍ ‍‌ ‌​‌‍‌‌‌ ‍​‌ ‌​​‍‌‍‌ ​​‌‍‌‌‌ ​‍‌ ​ ‌ ​​‌‍‌‌‌‍​ ‌ ‌​‌‍‍‌‌ ‌‍‌‍‌‌​ ‌‌ ​​‌ ‌‌‌‍​‍‌‍ ​‌‍‍‌‌ ​ ‌‍‍​‌‍‌‌‌‍‌​​‍​‍‌ ‌
Running my first race at the armory in Fort Washington. That day I truly felt like an athlete.​​​​‌ ‍ ​‍​‍‌‍ ‌ ​‍‌‍‍‌‌‍‌ ‌‍‍‌‌‍ ‍​‍​‍​ ‍‍​‍​‍‌ ​ ‌‍​‌‌‍ ‍‌‍‍‌‌ ‌​‌ ‍‌​‍ ‍‌‍‍‌‌‍ ​‍​‍​‍ ​​‍​‍‌‍‍​‌ ​‍‌‍‌‌‌‍‌‍​‍​‍​ ‍‍​‍​‍‌‍‍​‌ ‌​‌ ‌​‌ ​​‌ ​ ​ ‍‍​‍ ​‍ ‌‍​ ‌‍‍​‌‍‌‌‌‍ ​‌ ​ ‌‍‌‌‌‍​‌‌ ​​‌‍‍‌‌‍‌‌‌ ​‍‌ ​ ​‍ ‍‌ ​ ‌‍​‌‌‍ ‍‌‍‍‌‌ ‌​‌ ‍‌​‍ ‍‌ ​ ‌ ‌​‌ ‌‌‌‍‌​‌‍‍‌‌‍ ​‍ ‌‍‍‌‌‍ ‍‌ ‌​‌‍‌‌‌‍ ‍‌ ‌​​‍ ‌‍‌‌‌‍‌​‌‍‍‌‌ ‌​​‍ ‌‍ ‌‌‍ ‌‍‌​‌‍‌‌​ ‌‌ ​​‌ ​‍‌‍‌‌‌ ​ ‌‍‌‌‌‍ ‍‌ ‌​‌‍​‌‌ ‌​‌‍‍‌‌‍ ‌‍ ‍​ ‍ ‌‍‍‌‌‍‌​​ ‌​ ‌‍​ ‌​​ ​‌​ ‍‌‌‍‌​‌‍​‌​ ‌‍‌‍‌‌​‍ ‌‌‍​‌​ ‌‌​ ​‍‌‍​‍​‍ ‌​ ‌​‌‍‌‍‌‍‌‌​ ​‌​‍ ‌​ ‍‌​ ​​‌‍​‍​ ‌ ​‍ ‌‌‍‌‍​ ​​​ ​ ‌‍​‍​ ‍‌​ ​‌​ ​​​ ‌​​ ‍​‌‍‌‌​ ‌ ​ ‍‌​ ‍ ‌ ‌​‌ ‍‌‌ ​​‌‍‌‌​ ‌‌‍​ ‌‍ ‌‍​‌‌‍​ ‌‍‍​​ ‍ ‌ ​​‌‍​‌‌ ‌​‌‍‍​​ ‌‌ ​‍‌‍‍‌‌‍​ ‌‍‍​‌‌‌​‌‍‌‌‌ ‍​‌ ‌​​‍‌‌​ ‌‌‌​​‍‌‌ ‌‍‍ ‌‍‌‌‌ ‍‌​‍‌‌​ ​ ‌​‌​​‍‌‌​ ​ ‌​‌​​‍‌‌​ ​‍​ ​‍‌‍‍​‌ ‍‍‌ ‌‍‌‌‌ ​ ​‍​ ​​‌​ ‌​​‌​‍‌‌​ ​‍​ ​‍​‍‌‌​ ‌‌‌​‌​​‍ ‍‌‍​ ‌‍‍​‌‍‍‌‌‍ ​‌‍‌​‌ ​‍‌‍‌‌‌‍ ‍​‍‌‌​ ‌‌‌​​‍‌‌ ‌‍‍ ‌‍‌‌‌ ‍‌​‍‌‌​ ​ ‌​‌​​‍‌‌​ ​ ‌​‌​​‍‌‌​ ​‍​ ​‍‌​‌ ‌ ‍​‌ ‍‍‌​‍ ​ ​​‌‍​ ‌​ ​‌‌‌‌​‍‌‌​ ​‍​ ​‍​‍‌‌​ ‌‌‌​‌​​‍ ‍‌ ‌​‌‍‌‌‌ ‍​‌ ‌​​ ‌‍​‍‌‍​‌‌ ​ ‌‍‌‌‌‌‌‌‌ ​‍‌‍ ​​ ‌‌‍‍​‌ ‌​‌ ‌​‌ ​​‌ ​ ​‍‌‌​ ​ ‌​​‌​‍‌‌​ ​‍‌​‌‍​‍‌‌​ ​‍‌​‌‍‌‍​ ‌‍‍​‌‍‌‌‌‍ ​‌ ​ ‌‍‌‌‌‍​‌‌ ​​‌‍‍‌‌‍‌‌‌ ​‍‌ ​ ​‍ ‍‌ ​ ‌‍​‌‌‍ ‍‌‍‍‌‌ ‌​‌ ‍‌​‍ ‍‌ ​ ‌ ‌​‌ ‌‌‌‍‌​‌‍‍‌‌‍ ​‍‌‍‌‍‍‌‌‍‌​​ ‌​ ‌‍​ ‌​​ ​‌​ ‍‌‌‍‌​‌‍​‌​ ‌‍‌‍‌‌​‍ ‌‌‍​‌​ ‌‌​ ​‍‌‍​‍​‍ ‌​ ‌​‌‍‌‍‌‍‌‌​ ​‌​‍ ‌​ ‍‌​ ​​‌‍​‍​ ‌ ​‍ ‌‌‍‌‍​ ​​​ ​ ‌‍​‍​ ‍‌​ ​‌​ ​​​ ‌​​ ‍​‌‍‌‌​ ‌ ​ ‍‌​‍‌‍‌ ‌​‌ ‍‌‌ ​​‌‍‌‌​ ‌‌‍​ ‌‍ ‌‍​‌‌‍​ ‌‍‍​​‍‌‍‌ ​​‌‍​‌‌ ‌​‌‍‍​​ ‌‌ ​‍‌‍‍‌‌‍​ ‌‍‍​‌‌‌​‌‍‌‌‌ ‍​‌ ‌​​‍‌‌​ ‌‌‌​​‍‌‌ ‌‍‍ ‌‍‌‌‌ ‍‌​‍‌‌​ ​ ‌​‌​​‍‌‌​ ​ ‌​‌​​‍‌‌​ ​‍​ ​‍‌‍‍​‌ ‍‍‌ ‌‍‌‌‌ ​ ​‍​ ​​‌​ ‌​​‌​‍‌‌​ ​‍​ ​‍​‍‌‌​ ‌‌‌​‌​​‍ ‍‌‍​ ‌‍‍​‌‍‍‌‌‍ ​‌‍‌​‌ ​‍‌‍‌‌‌‍ ‍​‍‌‌​ ‌‌‌​​‍‌‌ ‌‍‍ ‌‍‌‌‌ ‍‌​‍‌‌​ ​ ‌​‌​​‍‌‌​ ​ ‌​‌​​‍‌‌​ ​‍​ ​‍‌​‌ ‌ ‍​‌ ‍‍‌​‍ ​ ​​‌‍​ ‌​ ​‌‌‌‌​‍‌‌​ ​‍​ ​‍​‍‌‌​ ‌‌‌​‌​​‍ ‍‌ ‌​‌‍‌‌‌ ‍​‌ ‌​​‍‌‍‌ ​​‌‍‌‌‌ ​‍‌ ​ ‌ ​​‌‍‌‌‌‍​ ‌ ‌​‌‍‍‌‌ ‌‍‌‍‌‌​ ‌‌ ​​‌ ‌‌‌‍​‍‌‍ ​‌‍‍‌‌ ​ ‌‍‍​‌‍‌‌‌‍‌​​‍​‍‌ ‌
Favorite Quotes
Experience is not improvised​​​​‌ ‍ ​‍​‍‌‍ ‌ ​‍‌‍‍‌‌‍‌ ‌‍‍‌‌‍ ‍​‍​‍​ ‍‍​‍​‍‌ ​ ‌‍​‌‌‍ ‍‌‍‍‌‌ ‌​‌ ‍‌​‍ ‍‌‍‍‌‌‍ ​‍​‍​‍ ​​‍​‍‌‍‍​‌ ​‍‌‍‌‌‌‍‌‍​‍​‍​ ‍‍​‍​‍‌‍‍​‌ ‌​‌ ‌​‌ ​​‌ ​ ​ ‍‍​‍ ​‍ ‌‍​ ‌‍‍​‌‍‌‌‌‍ ​‌ ​ ‌‍‌‌‌‍​‌‌ ​​‌‍‍‌‌‍‌‌‌ ​‍‌ ​ ​‍ ‍‌ ​ ‌‍​‌‌‍ ‍‌‍‍‌‌ ‌​‌ ‍‌​‍ ‍‌ ​ ‌ ‌​‌ ‌‌‌‍‌​‌‍‍‌‌‍ ​‍ ‌‍‍‌‌‍ ‍‌ ‌​‌‍‌‌‌‍ ‍‌ ‌​​‍ ‌‍‌‌‌‍‌​‌‍‍‌‌ ‌​​‍ ‌‍ ‌‌‍ ‌‍‌​‌‍‌‌​ ‌‌ ​​‌ ​‍‌‍‌‌‌ ​ ‌‍‌‌‌‍ ‍‌ ‌​‌‍​‌‌ ‌​‌‍‍‌‌‍ ‌‍ ‍​ ‍ ‌‍‍‌‌‍‌​​ ‌​ ‌‍​ ‌​​ ​‌​ ‍‌‌‍‌​‌‍​‌​ ‌‍‌‍‌‌​‍ ‌‌‍​‌​ ‌‌​ ​‍‌‍​‍​‍ ‌​ ‌​‌‍‌‍‌‍‌‌​ ​‌​‍ ‌​ ‍‌​ ​​‌‍​‍​ ‌ ​‍ ‌‌‍‌‍​ ​​​ ​ ‌‍​‍​ ‍‌​ ​‌​ ​​​ ‌​​ ‍​‌‍‌‌​ ‌ ​ ‍‌​ ‍ ‌ ‌​‌ ‍‌‌ ​​‌‍‌‌​ ‌‌‍​ ‌‍ ‌‍​‌‌‍​ ‌‍‍​​ ‍ ‌ ​​‌‍​‌‌ ‌​‌‍‍​​ ‌‌ ​‌‌ ‌‌‌‍ ‌ ‌​‌‍‌‌‌ ​ ​‍‌‌​ ‌‌‌​​‍‌‌ ‌‍‍ ‌‍‌‌‌ ‍‌​‍‌‌​ ​ ‌​‌​​‍‌‌​ ​ ‌​‌​​‍‌‌​ ​‍​ ​‍‌​‍ ​ ​ ‌‍ ​‌‌‍​​ ‌ ‌ ​‍‌‌‍‍‌​‌‌​‍‌‌​ ​‍​ ​‍​‍‌‌​ ‌‌‌​‌​​‍ ‍‌ ​‌‌ ‌‌‌‍ ‌ ‌​‌‍‌‌​‍‌‌​ ‌‌‌​​‍‌‌ ‌‍‍ ‌‍‌‌‌ ‍‌​‍‌‌​ ​ ‌​‌​​‍‌‌​ ​ ‌​‌​​‍‌‌​ ​‍​ ​‍‌‌​​‌​​‌‌ ‍‌‌‌‍‌‌‌‌‌‌​‌​‌‍ ‌​‌‍​‍‌‌​ ​‍​ ​‍​‍‌‌​ ‌‌‌​‌​​‍ ‍‌‍​ ‌‍‍​‌‍‍‌‌‍ ​‌‍‌​‌ ​‍‌‍‌‌‌‍ ‍​‍‌‌​ ‌‌‌​​‍‌‌ ‌‍‍ ‌‍‌‌‌ ‍‌​‍‌‌​ ​ ‌​‌​​‍‌‌​ ​ ‌​‌​​‍‌‌​ ​‍​ ​‍​ ​ ‌​‌‌‌‍​‍‌‍​‌‌‍‍​‌​‌‌‌‌​​‌ ​‍​‍‌‌​ ​‍​ ​‍​‍‌‌​ ‌‌‌​‌​​‍ ‍‌ ‌​‌‍‌‌‌ ‍​‌ ‌​​ ‌‍​‍‌‍​‌‌ ​ ‌‍‌‌‌‌‌‌‌ ​‍‌‍ ​​ ‌‌‍‍​‌ ‌​‌ ‌​‌ ​​‌ ​ ​‍‌‌​ ​ ‌​​‌​‍‌‌​ ​‍‌​‌‍​‍‌‌​ ​‍‌​‌‍‌‍​ ‌‍‍​‌‍‌‌‌‍ ​‌ ​ ‌‍‌‌‌‍​‌‌ ​​‌‍‍‌‌‍‌‌‌ ​‍‌ ​ ​‍ ‍‌ ​ ‌‍​‌‌‍ ‍‌‍‍‌‌ ‌​‌ ‍‌​‍ ‍‌ ​ ‌ ‌​‌ ‌‌‌‍‌​‌‍‍‌‌‍ ​‍‌‍‌‍‍‌‌‍‌​​ ‌​ ‌‍​ ‌​​ ​‌​ ‍‌‌‍‌​‌‍​‌​ ‌‍‌‍‌‌​‍ ‌‌‍​‌​ ‌‌​ ​‍‌‍​‍​‍ ‌​ ‌​‌‍‌‍‌‍‌‌​ ​‌​‍ ‌​ ‍‌​ ​​‌‍​‍​ ‌ ​‍ ‌‌‍‌‍​ ​​​ ​ ‌‍​‍​ ‍‌​ ​‌​ ​​​ ‌​​ ‍​‌‍‌‌​ ‌ ​ ‍‌​‍‌‍‌ ‌​‌ ‍‌‌ ​​‌‍‌‌​ ‌‌‍​ ‌‍ ‌‍​‌‌‍​ ‌‍‍​​‍‌‍‌ ​​‌‍​‌‌ ‌​‌‍‍​​ ‌‌ ​‌‌ ‌‌‌‍ ‌ ‌​‌‍‌‌‌ ​ ​‍‌‌​ ‌‌‌​​‍‌‌ ‌‍‍ ‌‍‌‌‌ ‍‌​‍‌‌​ ​ ‌​‌​​‍‌‌​ ​ ‌​‌​​‍‌‌​ ​‍​ ​‍‌​‍ ​ ​ ‌‍ ​‌‌‍​​ ‌ ‌ ​‍‌‌‍‍‌​‌‌​‍‌‌​ ​‍​ ​‍​‍‌‌​ ‌‌‌​‌​​‍ ‍‌ ​‌‌ ‌‌‌‍ ‌ ‌​‌‍‌‌​‍‌‌​ ‌‌‌​​‍‌‌ ‌‍‍ ‌‍‌‌‌ ‍‌​‍‌‌​ ​ ‌​‌​​‍‌‌​ ​ ‌​‌​​‍‌‌​ ​‍​ ​‍‌‌​​‌​​‌‌ ‍‌‌‌‍‌‌‌‌‌‌​‌​‌‍ ‌​‌‍​‍‌‌​ ​‍​ ​‍​‍‌‌​ ‌‌‌​‌​​‍ ‍‌‍​ ‌‍‍​‌‍‍‌‌‍ ​‌‍‌​‌ ​‍‌‍‌‌‌‍ ‍​‍‌‌​ ‌‌‌​​‍‌‌ ‌‍‍ ‌‍‌‌‌ ‍‌​‍‌‌​ ​ ‌​‌​​‍‌‌​ ​ ‌​‌​​‍‌‌​ ​‍​ ​‍​ ​ ‌​‌‌‌‍​‍‌‍​‌‌‍‍​‌​‌‌‌‌​​‌ ​‍​‍‌‌​ ​‍​ ​‍​‍‌‌​ ‌‌‌​‌​​‍ ‍‌ ‌​‌‍‌‌‌ ‍​‌ ‌​​‍‌‍‌ ​​‌‍‌‌‌ ​‍‌ ​ ‌ ​​‌‍‌‌‌‍​ ‌ ‌​‌‍‍‌‌ ‌‍‌‍‌‌​ ‌‌ ​​‌ ‌‌‌‍​‍‌‍ ​‌‍‍‌‌ ​ ‌‍‍​‌‍‌‌‌‍‌​​‍​‍‌ ‌
Locations​​​​‌ ‍ ​‍​‍‌‍ ‌ ​‍‌‍‍‌‌‍‌ ‌‍‍‌‌‍ ‍​‍​‍​ ‍‍​‍​‍‌ ​ ‌‍​‌‌‍ ‍‌‍‍‌‌ ‌​‌ ‍‌​‍ ‍‌‍‍‌‌‍ ​‍​‍​‍ ​​‍​‍‌‍‍​‌ ​‍‌‍‌‌‌‍‌‍​‍​‍​ ‍‍​‍​‍‌‍‍​‌ ‌​‌ ‌​‌ ​​‌ ​ ​ ‍‍​‍ ​‍ ‌‍​ ‌‍‍​‌‍‌‌‌‍ ​‌ ​ ‌‍‌‌‌‍​‌‌ ​​‌‍‍‌‌‍‌‌‌ ​‍‌ ​ ​‍ ‍‌ ​ ‌‍​‌‌‍ ‍‌‍‍‌‌ ‌​‌ ‍‌​‍ ‍‌ ​ ‌ ‌​‌ ‌‌‌‍‌​‌‍‍‌‌‍ ​‍ ‌‍‍‌‌‍ ‍‌ ‌​‌‍‌‌‌‍ ‍‌ ‌​​‍ ‌‍‌‌‌‍‌​‌‍‍‌‌ ‌​​‍ ‌‍ ‌‌‍ ‌‍‌​‌‍‌‌​ ‌‌ ​​‌ ​‍‌‍‌‌‌ ​ ‌‍‌‌‌‍ ‍‌ ‌​‌‍​‌‌ ‌​‌‍‍‌‌‍ ‌‍ ‍​ ‍ ‌‍‍‌‌‍‌​​ ‌‌‍‌‍‌‍ ‌‍ ‌ ‌​‌‍‌‌‌ ​‍​ ‍ ‌ ‌​‌ ‍‌‌ ​​‌‍‌‌​ ‌‌‍‌‍‌‍ ‌‍ ‌ ‌​‌‍‌‌‌ ​‍​ ‍ ‌ ​​‌‍​‌‌ ‌​‌‍‍​​ ‌‌‍​ ‌‍ ‌‍ ​‌ ‌‌‌‍ ‌‌‍ ‍‌ ​ ​‍‌‌​ ‌‌‌​​‍‌‌ ‌‍‍ ‌‍‌‌‌ ‍‌​‍‌‌​ ​ ‌​‌​​‍‌‌​ ​ ‌​‌​​‍‌‌​ ​‍​ ​‍‌‍‌‌‌‍​‍​ ​‍​ ‍​‌‍​ ​ ‌‌‌‍​ ‌‍​ ‌‍‌‌‌‍​‍‌‍​‌​ ​‌​‍‌‌​ ​‍​ ​‍​‍‌‌​ ‌‌‌​‌​​‍ ‍‌ ‌​‌‍‍‌‌ ‌​‌‍ ​‌‍‌‌​ ‌‍​‍‌‍​‌‌ ​ ‌‍‌‌‌‌‌‌‌ ​‍‌‍ ​​ ‌‌‍‍​‌ ‌​‌ ‌​‌ ​​‌ ​ ​‍‌‌​ ​ ‌​​‌​‍‌‌​ ​‍‌​‌‍​‍‌‌​ ​‍‌​‌‍‌‍​ ‌‍‍​‌‍‌‌‌‍ ​‌ ​ ‌‍‌‌‌‍​‌‌ ​​‌‍‍‌‌‍‌‌‌ ​‍‌ ​ ​‍ ‍‌ ​ ‌‍​‌‌‍ ‍‌‍‍‌‌ ‌​‌ ‍‌​‍ ‍‌ ​ ‌ ‌​‌ ‌‌‌‍‌​‌‍‍‌‌‍ ​‍‌‍‌‍‍‌‌‍‌​​ ‌‌‍‌‍‌‍ ‌‍ ‌ ‌​‌‍‌‌‌ ​‍​‍‌‍‌ ‌​‌ ‍‌‌ ​​‌‍‌‌​ ‌‌‍‌‍‌‍ ‌‍ ‌ ‌​‌‍‌‌‌ ​‍​‍‌‍‌ ​​‌‍​‌‌ ‌​‌‍‍​​ ‌‌‍​ ‌‍ ‌‍ ​‌ ‌‌‌‍ ‌‌‍ ‍‌ ​ ​‍‌‌​ ‌‌‌​​‍‌‌ ‌‍‍ ‌‍‌‌‌ ‍‌​‍‌‌​ ​ ‌​‌​​‍‌‌​ ​ ‌​‌​​‍‌‌​ ​‍​ ​‍‌‍‌‌‌‍​‍​ ​‍​ ‍​‌‍​ ​ ‌‌‌‍​ ‌‍​ ‌‍‌‌‌‍​‍‌‍​‌​ ​‌​‍‌‌​ ​‍​ ​‍​‍‌‌​ ‌‌‌​‌​​‍ ‍‌ ‌​‌‍‍‌‌ ‌​‌‍ ​‌‍‌‌​‍‌‍‌ ​​‌‍‌‌‌ ​‍‌ ​ ‌ ​​‌‍‌‌‌‍​ ‌ ‌​‌‍‍‌‌ ‌‍‌‍‌‌​ ‌‌ ​​‌ ‌‌‌‍​‍‌‍ ​‌‍‍‌‌ ​ ‌‍‍​‌‍‌‌‌‍‌​​‍​‍‌ ‌
Fitness​​​​‌ ‍ ​‍​‍‌‍ ‌ ​‍‌‍‍‌‌‍‌ ‌‍‍‌‌‍ ‍​‍​‍​ ‍‍​‍​‍‌ ​ ‌‍​‌‌‍ ‍‌‍‍‌‌ ‌​‌ ‍‌​‍ ‍‌‍‍‌‌‍ ​‍​‍​‍ ​​‍​‍‌‍‍​‌ ​‍‌‍‌‌‌‍‌‍​‍​‍​ ‍‍​‍​‍‌‍‍​‌ ‌​‌ ‌​‌ ​​‌ ​ ​ ‍‍​‍ ​‍ ‌‍​ ‌‍‍​‌‍‌‌‌‍ ​‌ ​ ‌‍‌‌‌‍​‌‌ ​​‌‍‍‌‌‍‌‌‌ ​‍‌ ​ ​‍ ‍‌ ​ ‌‍​‌‌‍ ‍‌‍‍‌‌ ‌​‌ ‍‌​‍ ‍‌ ​ ‌ ‌​‌ ‌‌‌‍‌​‌‍‍‌‌‍ ​‍ ‌‍‍‌‌‍ ‍‌ ‌​‌‍‌‌‌‍ ‍‌ ‌​​‍ ‌‍‌‌‌‍‌​‌‍‍‌‌ ‌​​‍ ‌‍ ‌‌‍ ‌‍‌​‌‍‌‌​ ‌‌ ​​‌ ​‍‌‍‌‌‌ ​ ‌‍‌‌‌‍ ‍‌ ‌​‌‍​‌‌ ‌​‌‍‍‌‌‍ ‌‍ ‍​ ‍ ‌‍‍‌‌‍‌​​ ‌‌‍‌‍‌‍ ‌‍ ‌ ‌​‌‍‌‌‌ ​‍​ ‍ ‌ ‌​‌ ‍‌‌ ​​‌‍‌‌​ ‌‌‍‌‍‌‍ ‌‍ ‌ ‌​‌‍‌‌‌ ​‍​ ‍ ‌ ​​‌‍​‌‌ ‌​‌‍‍​​ ‌‌‍​ ‌‍ ‌‍ ​‌ ‌‌‌‍ ‌‌‍ ‍‌ ​ ​‍‌‌​ ‌‌‌​​‍‌‌ ‌‍‍ ‌‍‌‌‌ ‍‌​‍‌‌​ ​ ‌​‌​​‍‌‌​ ​ ‌​‌​​‍‌‌​ ​‍​ ​‍‌‍‌‌‌‍​‍​ ​‍​ ‍​‌‍​ ​ ‌‌‌‍​ ‌‍​ ‌‍‌‌‌‍​‍‌‍​‌​ ​‌​‍‌‌​ ​‍​ ​‍​‍‌‌​ ‌‌‌​‌​​‍ ‍‌‍ ​‌‍‍‌‌‍ ‍‌‍‍ ‌ ​ ​‍‌‌​ ‌‌‌​​‍‌‌ ‌‍‍ ‌‍‌‌‌ ‍‌​‍‌‌​ ​ ‌​‌​​‍‌‌​ ​ ‌​‌​​‍‌‌​ ​‍​ ​‍​ ​‍​ ​ ​ ​ ‌‍​ ‌‍‌‌​ ‍​​ ‌‍​ ​‌​ ‌​‌‍​‌‌‍​ ​ ‍‌​‍‌‌​ ​‍​ ​‍​‍‌‌​ ‌‌‌​‌​​‍ ‍‌‍ ‍‌‍​‌‌‍ ‌‌‍‌‌​ ‌‍​‍‌‍​‌‌ ​ ‌‍‌‌‌‌‌‌‌ ​‍‌‍ ​​ ‌‌‍‍​‌ ‌​‌ ‌​‌ ​​‌ ​ ​‍‌‌​ ​ ‌​​‌​‍‌‌​ ​‍‌​‌‍​‍‌‌​ ​‍‌​‌‍‌‍​ ‌‍‍​‌‍‌‌‌‍ ​‌ ​ ‌‍‌‌‌‍​‌‌ ​​‌‍‍‌‌‍‌‌‌ ​‍‌ ​ ​‍ ‍‌ ​ ‌‍​‌‌‍ ‍‌‍‍‌‌ ‌​‌ ‍‌​‍ ‍‌ ​ ‌ ‌​‌ ‌‌‌‍‌​‌‍‍‌‌‍ ​‍‌‍‌‍‍‌‌‍‌​​ ‌‌‍‌‍‌‍ ‌‍ ‌ ‌​‌‍‌‌‌ ​‍​‍‌‍‌ ‌​‌ ‍‌‌ ​​‌‍‌‌​ ‌‌‍‌‍‌‍ ‌‍ ‌ ‌​‌‍‌‌‌ ​‍​‍‌‍‌ ​​‌‍​‌‌ ‌​‌‍‍​​ ‌‌‍​ ‌‍ ‌‍ ​‌ ‌‌‌‍ ‌‌‍ ‍‌ ​ ​‍‌‌​ ‌‌‌​​‍‌‌ ‌‍‍ ‌‍‌‌‌ ‍‌​‍‌‌​ ​ ‌​‌​​‍‌‌​ ​ ‌​‌​​‍‌‌​ ​‍​ ​‍‌‍‌‌‌‍​‍​ ​‍​ ‍​‌‍​ ​ ‌‌‌‍​ ‌‍​ ‌‍‌‌‌‍​‍‌‍​‌​ ​‌​‍‌‌​ ​‍​ ​‍​‍‌‌​ ‌‌‌​‌​​‍ ‍‌‍ ​‌‍‍‌‌‍ ‍‌‍‍ ‌ ​ ​‍‌‌​ ‌‌‌​​‍‌‌ ‌‍‍ ‌‍‌‌‌ ‍‌​‍‌‌​ ​ ‌​‌​​‍‌‌​ ​ ‌​‌​​‍‌‌​ ​‍​ ​‍​ ​‍​ ​ ​ ​ ‌‍​ ‌‍‌‌​ ‍​​ ‌‍​ ​‌​ ‌​‌‍​‌‌‍​ ​ ‍‌​‍‌‌​ ​‍​ ​‍​‍‌‌​ ‌‌‌​‌​​‍ ‍‌‍ ‍‌‍​‌‌‍ ‌‌‍‌‌​‍‌‍‌ ​​‌‍‌‌‌ ​‍‌ ​ ‌ ​​‌‍‌‌‌‍​ ‌ ‌​‌‍‍‌‌ ‌‍‌‍‌‌​ ‌‌ ​​‌ ‌‌‌‍​‍‌‍ ​‌‍‍‌‌ ​ ‌‍‍​‌‍‌‌‌‍‌​​‍​‍‌ ‌
Field House Manhattan​​​​‌ ‍ ​‍​‍‌‍ ‌ ​‍‌‍‍‌‌‍‌ ‌‍‍‌‌‍ ‍​‍​‍​ ‍‍​‍​‍‌ ​ ‌‍​‌‌‍ ‍‌‍‍‌‌ ‌​‌ ‍‌​‍ ‍‌‍‍‌‌‍ ​‍​‍​‍ ​​‍​‍‌‍‍​‌ ​‍‌‍‌‌‌‍‌‍​‍​‍​ ‍‍​‍​‍‌‍‍​‌ ‌​‌ ‌​‌ ​​‌ ​ ​ ‍‍​‍ ​‍ ‌‍​ ‌‍‍​‌‍‌‌‌‍ ​‌ ​ ‌‍‌‌‌‍​‌‌ ​​‌‍‍‌‌‍‌‌‌ ​‍‌ ​ ​‍ ‍‌ ​ ‌‍​‌‌‍ ‍‌‍‍‌‌ ‌​‌ ‍‌​‍ ‍‌ ​ ‌ ‌​‌ ‌‌‌‍‌​‌‍‍‌‌‍ ​‍ ‌‍‍‌‌‍ ‍‌ ‌​‌‍‌‌‌‍ ‍‌ ‌​​‍ ‌‍‌‌‌‍‌​‌‍‍‌‌ ‌​​‍ ‌‍ ‌‌‍ ‌‍‌​‌‍‌‌​ ‌‌ ​​‌ ​‍‌‍‌‌‌ ​ ‌‍‌‌‌‍ ‍‌ ‌​‌‍​‌‌ ‌​‌‍‍‌‌‍ ‌‍ ‍​ ‍ ‌‍‍‌‌‍‌​​ ‌‌‍‌‍‌‍ ‌‍ ‌ ‌​‌‍‌‌‌ ​‍​ ‍ ‌ ‌​‌ ‍‌‌ ​​‌‍‌‌​ ‌‌‍‌‍‌‍ ‌‍ ‌ ‌​‌‍‌‌‌ ​‍​ ‍ ‌ ​​‌‍​‌‌ ‌​‌‍‍​​ ‌‌‍​ ‌‍ ‌‍ ​‌ ‌‌‌‍ ‌‌‍ ‍‌ ​ ​‍‌‌​ ‌‌‌​​‍‌‌ ‌‍‍ ‌‍‌‌‌ ‍‌​‍‌‌​ ​ ‌​‌​​‍‌‌​ ​ ‌​‌​​‍‌‌​ ​‍​ ​‍‌‍‌‌‌‍​‍​ ​‍​ ‍​‌‍​ ​ ‌‌‌‍​ ‌‍​ ‌‍‌‌‌‍​‍‌‍​‌​ ​‌​‍‌‌​ ​‍​ ​‍​‍‌‌​ ‌‌‌​‌​​‍ ‍‌‍ ​‌‍‍‌‌‍ ‍‌‍‍ ‌ ​ ​‍‌‌​ ‌‌‌​​‍‌‌ ‌‍‍ ‌‍‌‌‌ ‍‌​‍‌‌​ ​ ‌​‌​​‍‌‌​ ​ ‌​‌​​‍‌‌​ ​‍​ ​‍​ ​‌​ ​ ​ ​‌‌‍​‍​ ​​​ ​‌‌‍​‌​ ‌ ​ ​‍​ ​‍​ ‌‍​ ‌​​‍‌‌​ ​‍​ ​‍​‍‌‌​ ‌‌‌​‌​​‍ ‍‌‍ ‍‌‍​‌‌‍ ‌‌‍‌‌​ ‌‍​‍‌‍​‌‌ ​ ‌‍‌‌‌‌‌‌‌ ​‍‌‍ ​​ ‌‌‍‍​‌ ‌​‌ ‌​‌ ​​‌ ​ ​‍‌‌​ ​ ‌​​‌​‍‌‌​ ​‍‌​‌‍​‍‌‌​ ​‍‌​‌‍‌‍​ ‌‍‍​‌‍‌‌‌‍ ​‌ ​ ‌‍‌‌‌‍​‌‌ ​​‌‍‍‌‌‍‌‌‌ ​‍‌ ​ ​‍ ‍‌ ​ ‌‍​‌‌‍ ‍‌‍‍‌‌ ‌​‌ ‍‌​‍ ‍‌ ​ ‌ ‌​‌ ‌‌‌‍‌​‌‍‍‌‌‍ ​‍‌‍‌‍‍‌‌‍‌​​ ‌‌‍‌‍‌‍ ‌‍ ‌ ‌​‌‍‌‌‌ ​‍​‍‌‍‌ ‌​‌ ‍‌‌ ​​‌‍‌‌​ ‌‌‍‌‍‌‍ ‌‍ ‌ ‌​‌‍‌‌‌ ​‍​‍‌‍‌ ​​‌‍​‌‌ ‌​‌‍‍​​ ‌‌‍​ ‌‍ ‌‍ ​‌ ‌‌‌‍ ‌‌‍ ‍‌ ​ ​‍‌‌​ ‌‌‌​​‍‌‌ ‌‍‍ ‌‍‌‌‌ ‍‌​‍‌‌​ ​ ‌​‌​​‍‌‌​ ​ ‌​‌​​‍‌‌​ ​‍​ ​‍‌‍‌‌‌‍​‍​ ​‍​ ‍​‌‍​ ​ ‌‌‌‍​ ‌‍​ ‌‍‌‌‌‍​‍‌‍​‌​ ​‌​‍‌‌​ ​‍​ ​‍​‍‌‌​ ‌‌‌​‌​​‍ ‍‌‍ ​‌‍‍‌‌‍ ‍‌‍‍ ‌ ​ ​‍‌‌​ ‌‌‌​​‍‌‌ ‌‍‍ ‌‍‌‌‌ ‍‌​‍‌‌​ ​ ‌​‌​​‍‌‌​ ​ ‌​‌​​‍‌‌​ ​‍​ ​‍​ ​‌​ ​ ​ ​‌‌‍​‍​ ​​​ ​‌‌‍​‌​ ‌ ​ ​‍​ ​‍​ ‌‍​ ‌​​‍‌‌​ ​‍​ ​‍​‍‌‌​ ‌‌‌​‌​​‍ ‍‌‍ ‍‌‍​‌‌‍ ‌‌‍‌‌​‍‌‍‌ ​​‌‍‌‌‌ ​‍‌ ​ ‌ ​​‌‍‌‌‌‍​ ‌ ‌​‌‍‍‌‌ ‌‍‌‍‌‌​ ‌‌ ​​‌ ‌‌‌‍​‍‌‍ ​‌‍‍‌‌ ​ ‌‍‍​‌‍‌‌‌‍‌​​‍​‍‌ ‌
Field House Brooklyn​​​​‌ ‍ ​‍​‍‌‍ ‌ ​‍‌‍‍‌‌‍‌ ‌‍‍‌‌‍ ‍​‍​‍​ ‍‍​‍​‍‌ ​ ‌‍​‌‌‍ ‍‌‍‍‌‌ ‌​‌ ‍‌​‍ ‍‌‍‍‌‌‍ ​‍​‍​‍ ​​‍​‍‌‍‍​‌ ​‍‌‍‌‌‌‍‌‍​‍​‍​ ‍‍​‍​‍‌‍‍​‌ ‌​‌ ‌​‌ ​​‌ ​ ​ ‍‍​‍ ​‍ ‌‍​ ‌‍‍​‌‍‌‌‌‍ ​‌ ​ ‌‍‌‌‌‍​‌‌ ​​‌‍‍‌‌‍‌‌‌ ​‍‌ ​ ​‍ ‍‌ ​ ‌‍​‌‌‍ ‍‌‍‍‌‌ ‌​‌ ‍‌​‍ ‍‌ ​ ‌ ‌​‌ ‌‌‌‍‌​‌‍‍‌‌‍ ​‍ ‌‍‍‌‌‍ ‍‌ ‌​‌‍‌‌‌‍ ‍‌ ‌​​‍ ‌‍‌‌‌‍‌​‌‍‍‌‌ ‌​​‍ ‌‍ ‌‌‍ ‌‍‌​‌‍‌‌​ ‌‌ ​​‌ ​‍‌‍‌‌‌ ​ ‌‍‌‌‌‍ ‍‌ ‌​‌‍​‌‌ ‌​‌‍‍‌‌‍ ‌‍ ‍​ ‍ ‌‍‍‌‌‍‌​​ ‌‌‍‌‍‌‍ ‌‍ ‌ ‌​‌‍‌‌‌ ​‍​ ‍ ‌ ‌​‌ ‍‌‌ ​​‌‍‌‌​ ‌‌‍‌‍‌‍ ‌‍ ‌ ‌​‌‍‌‌‌ ​‍​ ‍ ‌ ​​‌‍​‌‌ ‌​‌‍‍​​ ‌‌‍​ ‌‍ ‌‍ ​‌ ‌‌‌‍ ‌‌‍ ‍‌ ​ ​‍‌‌​ ‌‌‌​​‍‌‌ ‌‍‍ ‌‍‌‌‌ ‍‌​‍‌‌​ ​ ‌​‌​​‍‌‌​ ​ ‌​‌​​‍‌‌​ ​‍​ ​‍‌‍‌‌‌‍​‍​ ​‍​ ‍​‌‍​ ​ ‌‌‌‍​ ‌‍​ ‌‍‌‌‌‍​‍‌‍​‌​ ​‌​‍‌‌​ ​‍​ ​‍​‍‌‌​ ‌‌‌​‌​​‍ ‍‌‍ ​‌‍‍‌‌‍ ‍‌‍‍ ‌ ​ ​‍‌‌​ ‌‌‌​​‍‌‌ ‌‍‍ ‌‍‌‌‌ ‍‌​‍‌‌​ ​ ‌​‌​​‍‌‌​ ​ ‌​‌​​‍‌‌​ ​‍​ ​‍​ ‌‍​ ‍​​ ‌ ‌‍‌​​ ​‌​ ​‍​ ‌‌​ ‌‍​ ​‍​ ​‌‌‍​ ​ ​‌​‍‌‌​ ​‍​ ​‍​‍‌‌​ ‌‌‌​‌​​‍ ‍‌‍ ‍‌‍​‌‌‍ ‌‌‍‌‌​ ‌‍​‍‌‍​‌‌ ​ ‌‍‌‌‌‌‌‌‌ ​‍‌‍ ​​ ‌‌‍‍​‌ ‌​‌ ‌​‌ ​​‌ ​ ​‍‌‌​ ​ ‌​​‌​‍‌‌​ ​‍‌​‌‍​‍‌‌​ ​‍‌​‌‍‌‍​ ‌‍‍​‌‍‌‌‌‍ ​‌ ​ ‌‍‌‌‌‍​‌‌ ​​‌‍‍‌‌‍‌‌‌ ​‍‌ ​ ​‍ ‍‌ ​ ‌‍​‌‌‍ ‍‌‍‍‌‌ ‌​‌ ‍‌​‍ ‍‌ ​ ‌ ‌​‌ ‌‌‌‍‌​‌‍‍‌‌‍ ​‍‌‍‌‍‍‌‌‍‌​​ ‌‌‍‌‍‌‍ ‌‍ ‌ ‌​‌‍‌‌‌ ​‍​‍‌‍‌ ‌​‌ ‍‌‌ ​​‌‍‌‌​ ‌‌‍‌‍‌‍ ‌‍ ‌ ‌​‌‍‌‌‌ ​‍​‍‌‍‌ ​​‌‍​‌‌ ‌​‌‍‍​​ ‌‌‍​ ‌‍ ‌‍ ​‌ ‌‌‌‍ ‌‌‍ ‍‌ ​ ​‍‌‌​ ‌‌‌​​‍‌‌ ‌‍‍ ‌‍‌‌‌ ‍‌​‍‌‌​ ​ ‌​‌​​‍‌‌​ ​ ‌​‌​​‍‌‌​ ​‍​ ​‍‌‍‌‌‌‍​‍​ ​‍​ ‍​‌‍​ ​ ‌‌‌‍​ ‌‍​ ‌‍‌‌‌‍​‍‌‍​‌​ ​‌​‍‌‌​ ​‍​ ​‍​‍‌‌​ ‌‌‌​‌​​‍ ‍‌‍ ​‌‍‍‌‌‍ ‍‌‍‍ ‌ ​ ​‍‌‌​ ‌‌‌​​‍‌‌ ‌‍‍ ‌‍‌‌‌ ‍‌​‍‌‌​ ​ ‌​‌​​‍‌‌​ ​ ‌​‌​​‍‌‌​ ​‍​ ​‍​ ‌‍​ ‍​​ ‌ ‌‍‌​​ ​‌​ ​‍​ ‌‌​ ‌‍​ ​‍​ ​‌‌‍​ ​ ​‌​‍‌‌​ ​‍​ ​‍​‍‌‌​ ‌‌‌​‌​​‍ ‍‌‍ ‍‌‍​‌‌‍ ‌‌‍‌‌​‍‌‍‌ ​​‌‍‌‌‌ ​‍‌ ​ ‌ ​​‌‍‌‌‌‍​ ‌ ‌​‌‍‍‌‌ ‌‍‌‍‌‌​ ‌‌ ​​‌ ‌‌‌‍​‍‌‍ ​‌‍‍‌‌ ​ ‌‍‍​‌‍‌‌‌‍‌​​‍​‍‌ ‌
Sky Rink​​​​‌ ‍ ​‍​‍‌‍ ‌ ​‍‌‍‍‌‌‍‌ ‌‍‍‌‌‍ ‍​‍​‍​ ‍‍​‍​‍‌ ​ ‌‍​‌‌‍ ‍‌‍‍‌‌ ‌​‌ ‍‌​‍ ‍‌‍‍‌‌‍ ​‍​‍​‍ ​​‍​‍‌‍‍​‌ ​‍‌‍‌‌‌‍‌‍​‍​‍​ ‍‍​‍​‍‌‍‍​‌ ‌​‌ ‌​‌ ​​‌ ​ ​ ‍‍​‍ ​‍ ‌‍​ ‌‍‍​‌‍‌‌‌‍ ​‌ ​ ‌‍‌‌‌‍​‌‌ ​​‌‍‍‌‌‍‌‌‌ ​‍‌ ​ ​‍ ‍‌ ​ ‌‍​‌‌‍ ‍‌‍‍‌‌ ‌​‌ ‍‌​‍ ‍‌ ​ ‌ ‌​‌ ‌‌‌‍‌​‌‍‍‌‌‍ ​‍ ‌‍‍‌‌‍ ‍‌ ‌​‌‍‌‌‌‍ ‍‌ ‌​​‍ ‌‍‌‌‌‍‌​‌‍‍‌‌ ‌​​‍ ‌‍ ‌‌‍ ‌‍‌​‌‍‌‌​ ‌‌ ​​‌ ​‍‌‍‌‌‌ ​ ‌‍‌‌‌‍ ‍‌ ‌​‌‍​‌‌ ‌​‌‍‍‌‌‍ ‌‍ ‍​ ‍ ‌‍‍‌‌‍‌​​ ‌‌‍‌‍‌‍ ‌‍ ‌ ‌​‌‍‌‌‌ ​‍​ ‍ ‌ ‌​‌ ‍‌‌ ​​‌‍‌‌​ ‌‌‍‌‍‌‍ ‌‍ ‌ ‌​‌‍‌‌‌ ​‍​ ‍ ‌ ​​‌‍​‌‌ ‌​‌‍‍​​ ‌‌‍​ ‌‍ ‌‍ ​‌ ‌‌‌‍ ‌‌‍ ‍‌ ​ ​‍‌‌​ ‌‌‌​​‍‌‌ ‌‍‍ ‌‍‌‌‌ ‍‌​‍‌‌​ ​ ‌​‌​​‍‌‌​ ​ ‌​‌​​‍‌‌​ ​‍​ ​‍‌‍‌‌‌‍​‍​ ​‍​ ‍​‌‍​ ​ ‌‌‌‍​ ‌‍​ ‌‍‌‌‌‍​‍‌‍​‌​ ​‌​‍‌‌​ ​‍​ ​‍​‍‌‌​ ‌‌‌​‌​​‍ ‍‌‍ ​‌‍‍‌‌‍ ‍‌‍‍ ‌ ​ ​‍‌‌​ ‌‌‌​​‍‌‌ ‌‍‍ ‌‍‌‌‌ ‍‌​‍‌‌​ ​ ‌​‌​​‍‌‌​ ​ ‌​‌​​‍‌‌​ ​‍​ ​‍​ ‌​​ ‌ ‌‍‌‍‌‍‌‍​ ​​​ ‌‍​ ‌‌​ ‌​‌‍‌​‌‍‌​​ ​‌‌‍​‍​‍‌‌​ ​‍​ ​‍​‍‌‌​ ‌‌‌​‌​​‍ ‍‌‍ ‍‌‍​‌‌‍ ‌‌‍‌‌​ ‌‍​‍‌‍​‌‌ ​ ‌‍‌‌‌‌‌‌‌ ​‍‌‍ ​​ ‌‌‍‍​‌ ‌​‌ ‌​‌ ​​‌ ​ ​‍‌‌​ ​ ‌​​‌​‍‌‌​ ​‍‌​‌‍​‍‌‌​ ​‍‌​‌‍‌‍​ ‌‍‍​‌‍‌‌‌‍ ​‌ ​ ‌‍‌‌‌‍​‌‌ ​​‌‍‍‌‌‍‌‌‌ ​‍‌ ​ ​‍ ‍‌ ​ ‌‍​‌‌‍ ‍‌‍‍‌‌ ‌​‌ ‍‌​‍ ‍‌ ​ ‌ ‌​‌ ‌‌‌‍‌​‌‍‍‌‌‍ ​‍‌‍‌‍‍‌‌‍‌​​ ‌‌‍‌‍‌‍ ‌‍ ‌ ‌​‌‍‌‌‌ ​‍​‍‌‍‌ ‌​‌ ‍‌‌ ​​‌‍‌‌​ ‌‌‍‌‍‌‍ ‌‍ ‌ ‌​‌‍‌‌‌ ​‍​‍‌‍‌ ​​‌‍​‌‌ ‌​‌‍‍​​ ‌‌‍​ ‌‍ ‌‍ ​‌ ‌‌‌‍ ‌‌‍ ‍‌ ​ ​‍‌‌​ ‌‌‌​​‍‌‌ ‌‍‍ ‌‍‌‌‌ ‍‌​‍‌‌​ ​ ‌​‌​​‍‌‌​ ​ ‌​‌​​‍‌‌​ ​‍​ ​‍‌‍‌‌‌‍​‍​ ​‍​ ‍​‌‍​ ​ ‌‌‌‍​ ‌‍​ ‌‍‌‌‌‍​‍‌‍​‌​ ​‌​‍‌‌​ ​‍​ ​‍​‍‌‌​ ‌‌‌​‌​​‍ ‍‌‍ ​‌‍‍‌‌‍ ‍‌‍‍ ‌ ​ ​‍‌‌​ ‌‌‌​​‍‌‌ ‌‍‍ ‌‍‌‌‌ ‍‌​‍‌‌​ ​ ‌​‌​​‍‌‌​ ​ ‌​‌​​‍‌‌​ ​‍​ ​‍​ ‌​​ ‌ ‌‍‌‍‌‍‌‍​ ​​​ ‌‍​ ‌‌​ ‌​‌‍‌​‌‍‌​​ ​‌‌‍​‍​‍‌‌​ ​‍​ ​‍​‍‌‌​ ‌‌‌​‌​​‍ ‍‌‍ ‍‌‍​‌‌‍ ‌‌‍‌‌​‍‌‍‌ ​​‌‍‌‌‌ ​‍‌ ​ ‌ ​​‌‍‌‌‌‍​ ‌ ‌​‌‍‍‌‌ ‌‍‌‍‌‌​ ‌‌ ​​‌ ‌‌‌‍​‍‌‍ ​‌‍‍‌‌ ​ ‌‍‍​‌‍‌‌‌‍‌​​‍​‍‌ ‌
Swim​​​​‌ ‍ ​‍​‍‌‍ ‌ ​‍‌‍‍‌‌‍‌ ‌‍‍‌‌‍ ‍​‍​‍​ ‍‍​‍​‍‌ ​ ‌‍​‌‌‍ ‍‌‍‍‌‌ ‌​‌ ‍‌​‍ ‍‌‍‍‌‌‍ ​‍​‍​‍ ​​‍​‍‌‍‍​‌ ​‍‌‍‌‌‌‍‌‍​‍​‍​ ‍‍​‍​‍‌‍‍​‌ ‌​‌ ‌​‌ ​​‌ ​ ​ ‍‍​‍ ​‍ ‌‍​ ‌‍‍​‌‍‌‌‌‍ ​‌ ​ ‌‍‌‌‌‍​‌‌ ​​‌‍‍‌‌‍‌‌‌ ​‍‌ ​ ​‍ ‍‌ ​ ‌‍​‌‌‍ ‍‌‍‍‌‌ ‌​‌ ‍‌​‍ ‍‌ ​ ‌ ‌​‌ ‌‌‌‍‌​‌‍‍‌‌‍ ​‍ ‌‍‍‌‌‍ ‍‌ ‌​‌‍‌‌‌‍ ‍‌ ‌​​‍ ‌‍‌‌‌‍‌​‌‍‍‌‌ ‌​​‍ ‌‍ ‌‌‍ ‌‍‌​‌‍‌‌​ ‌‌ ​​‌ ​‍‌‍‌‌‌ ​ ‌‍‌‌‌‍ ‍‌ ‌​‌‍​‌‌ ‌​‌‍‍‌‌‍ ‌‍ ‍​ ‍ ‌‍‍‌‌‍‌​​ ‌‌‍‌‍‌‍ ‌‍ ‌ ‌​‌‍‌‌‌ ​‍​ ‍ ‌ ‌​‌ ‍‌‌ ​​‌‍‌‌​ ‌‌‍‌‍‌‍ ‌‍ ‌ ‌​‌‍‌‌‌ ​‍​ ‍ ‌ ​​‌‍​‌‌ ‌​‌‍‍​​ ‌‌‍​ ‌‍ ‌‍ ​‌ ‌‌‌‍ ‌‌‍ ‍‌ ​ ​‍‌‌​ ‌‌‌​​‍‌‌ ‌‍‍ ‌‍‌‌‌ ‍‌​‍‌‌​ ​ ‌​‌​​‍‌‌​ ​ ‌​‌​​‍‌‌​ ​‍​ ​‍‌‍‌‌‌‍​‍​ ​‍​ ‍​‌‍​ ​ ‌‌‌‍​ ‌‍​ ‌‍‌‌‌‍​‍‌‍​‌​ ​‌​‍‌‌​ ​‍​ ​‍​‍‌‌​ ‌‌‌​‌​​‍ ‍‌‍ ​‌‍‍‌‌‍ ‍‌‍‍ ‌ ​ ​‍‌‌​ ‌‌‌​​‍‌‌ ‌‍‍ ‌‍‌‌‌ ‍‌​‍‌‌​ ​ ‌​‌​​‍‌‌​ ​ ‌​‌​​‍‌‌​ ​‍​ ​‍‌‍‌‍‌‍‌‍​ ​​​ ‌‌​ ‌‌​ ‌​​ ​‍‌‍​ ​ ​‌​ ​ ‌‍​ ‌‍​‌‌‍​ ‌‍‌‌​ ‌‍​ ​‌​ ​ ‌‍​ ‌‍​‍​ ‌​​ ‍​‌‍‌​​ ‍​​ ‌‍​ ‌‌‌‍​‍​ ‌​​ ‌​​ ​‌​ ‍‌​ ‍‌‌‍​ ​‍‌‌​ ​‍​ ​‍​‍‌‌​ ‌‌‌​‌​​‍ ‍‌‍ ‍‌‍​‌‌‍ ‌‌‍‌‌​ ‌‍​‍‌‍​‌‌ ​ ‌‍‌‌‌‌‌‌‌ ​‍‌‍ ​​ ‌‌‍‍​‌ ‌​‌ ‌​‌ ​​‌ ​ ​‍‌‌​ ​ ‌​​‌​‍‌‌​ ​‍‌​‌‍​‍‌‌​ ​‍‌​‌‍‌‍​ ‌‍‍​‌‍‌‌‌‍ ​‌ ​ ‌‍‌‌‌‍​‌‌ ​​‌‍‍‌‌‍‌‌‌ ​‍‌ ​ ​‍ ‍‌ ​ ‌‍​‌‌‍ ‍‌‍‍‌‌ ‌​‌ ‍‌​‍ ‍‌ ​ ‌ ‌​‌ ‌‌‌‍‌​‌‍‍‌‌‍ ​‍‌‍‌‍‍‌‌‍‌​​ ‌‌‍‌‍‌‍ ‌‍ ‌ ‌​‌‍‌‌‌ ​‍​‍‌‍‌ ‌​‌ ‍‌‌ ​​‌‍‌‌​ ‌‌‍‌‍‌‍ ‌‍ ‌ ‌​‌‍‌‌‌ ​‍​‍‌‍‌ ​​‌‍​‌‌ ‌​‌‍‍​​ ‌‌‍​ ‌‍ ‌‍ ​‌ ‌‌‌‍ ‌‌‍ ‍‌ ​ ​‍‌‌​ ‌‌‌​​‍‌‌ ‌‍‍ ‌‍‌‌‌ ‍‌​‍‌‌​ ​ ‌​‌​​‍‌‌​ ​ ‌​‌​​‍‌‌​ ​‍​ ​‍‌‍‌‌‌‍​‍​ ​‍​ ‍​‌‍​ ​ ‌‌‌‍​ ‌‍​ ‌‍‌‌‌‍​‍‌‍​‌​ ​‌​‍‌‌​ ​‍​ ​‍​‍‌‌​ ‌‌‌​‌​​‍ ‍‌‍ ​‌‍‍‌‌‍ ‍‌‍‍ ‌ ​ ​‍‌‌​ ‌‌‌​​‍‌‌ ‌‍‍ ‌‍‌‌‌ ‍‌​‍‌‌​ ​ ‌​‌​​‍‌‌​ ​ ‌​‌​​‍‌‌​ ​‍​ ​‍‌‍‌‍‌‍‌‍​ ​​​ ‌‌​ ‌‌​ ‌​​ ​‍‌‍​ ​ ​‌​ ​ ‌‍​ ‌‍​‌‌‍​ ‌‍‌‌​ ‌‍​ ​‌​ ​ ‌‍​ ‌‍​‍​ ‌​​ ‍​‌‍‌​​ ‍​​ ‌‍​ ‌‌‌‍​‍​ ‌​​ ‌​​ ​‌​ ‍‌​ ‍‌‌‍​ ​‍‌‌​ ​‍​ ​‍​‍‌‌​ ‌‌‌​‌​​‍ ‍‌‍ ‍‌‍​‌‌‍ ‌‌‍‌‌​‍‌‍‌ ​​‌‍‌‌‌ ​‍‌ ​ ‌ ​​‌‍‌‌‌‍​ ‌ ‌​‌‍‍‌‌ ‌‍‌‍‌‌​ ‌‌ ​​‌ ‌‌‌‍​‍‌‍ ​‌‍‍‌‌ ​ ‌‍‍​‌‍‌‌‌‍‌​​‍​‍‌ ‌
Golf Club​​​​‌ ‍ ​‍​‍‌‍ ‌ ​‍‌‍‍‌‌‍‌ ‌‍‍‌‌‍ ‍​‍​‍​ ‍‍​‍​‍‌ ​ ‌‍​‌‌‍ ‍‌‍‍‌‌ ‌​‌ ‍‌​‍ ‍‌‍‍‌‌‍ ​‍​‍​‍ ​​‍​‍‌‍‍​‌ ​‍‌‍‌‌‌‍‌‍​‍​‍​ ‍‍​‍​‍‌‍‍​‌ ‌​‌ ‌​‌ ​​‌ ​ ​ ‍‍​‍ ​‍ ‌‍​ ‌‍‍​‌‍‌‌‌‍ ​‌ ​ ‌‍‌‌‌‍​‌‌ ​​‌‍‍‌‌‍‌‌‌ ​‍‌ ​ ​‍ ‍‌ ​ ‌‍​‌‌‍ ‍‌‍‍‌‌ ‌​‌ ‍‌​‍ ‍‌ ​ ‌ ‌​‌ ‌‌‌‍‌​‌‍‍‌‌‍ ​‍ ‌‍‍‌‌‍ ‍‌ ‌​‌‍‌‌‌‍ ‍‌ ‌​​‍ ‌‍‌‌‌‍‌​‌‍‍‌‌ ‌​​‍ ‌‍ ‌‌‍ ‌‍‌​‌‍‌‌​ ‌‌ ​​‌ ​‍‌‍‌‌‌ ​ ‌‍‌‌‌‍ ‍‌ ‌​‌‍​‌‌ ‌​‌‍‍‌‌‍ ‌‍ ‍​ ‍ ‌‍‍‌‌‍‌​​ ‌‌‍‌‍‌‍ ‌‍ ‌ ‌​‌‍‌‌‌ ​‍​ ‍ ‌ ‌​‌ ‍‌‌ ​​‌‍‌‌​ ‌‌‍‌‍‌‍ ‌‍ ‌ ‌​‌‍‌‌‌ ​‍​ ‍ ‌ ​​‌‍​‌‌ ‌​‌‍‍​​ ‌‌‍​ ‌‍ ‌‍ ​‌ ‌‌‌‍ ‌‌‍ ‍‌ ​ ​‍‌‌​ ‌‌‌​​‍‌‌ ‌‍‍ ‌‍‌‌‌ ‍‌​‍‌‌​ ​ ‌​‌​​‍‌‌​ ​ ‌​‌​​‍‌‌​ ​‍​ ​‍‌‍‌‌‌‍​‍​ ​‍​ ‍​‌‍​ ​ ‌‌‌‍​ ‌‍​ ‌‍‌‌‌‍​‍‌‍​‌​ ​‌​‍‌‌​ ​‍​ ​‍​‍‌‌​ ‌‌‌​‌​​‍ ‍‌‍ ​‌‍‍‌‌‍ ‍‌‍‍ ‌ ​ ​‍‌‌​ ‌‌‌​​‍‌‌ ‌‍‍ ‌‍‌‌‌ ‍‌​‍‌‌​ ​ ‌​‌​​‍‌‌​ ​ ‌​‌​​‍‌‌​ ​‍​ ​‍​ ‌​‌‍‌‌​ ‌‍‌‍‌​​ ​‍​ ‌‍​ ​‍‌‍‌‍‌‍​‌‌‍​ ‌‍​ ‌‍​ ​‍‌‌​ ​‍​ ​‍​‍‌‌​ ‌‌‌​‌​​‍ ‍‌‍ ‍‌‍​‌‌‍ ‌‌‍‌‌​ ‌‍​‍‌‍​‌‌ ​ ‌‍‌‌‌‌‌‌‌ ​‍‌‍ ​​ ‌‌‍‍​‌ ‌​‌ ‌​‌ ​​‌ ​ ​‍‌‌​ ​ ‌​​‌​‍‌‌​ ​‍‌​‌‍​‍‌‌​ ​‍‌​‌‍‌‍​ ‌‍‍​‌‍‌‌‌‍ ​‌ ​ ‌‍‌‌‌‍​‌‌ ​​‌‍‍‌‌‍‌‌‌ ​‍‌ ​ ​‍ ‍‌ ​ ‌‍​‌‌‍ ‍‌‍‍‌‌ ‌​‌ ‍‌​‍ ‍‌ ​ ‌ ‌​‌ ‌‌‌‍‌​‌‍‍‌‌‍ ​‍‌‍‌‍‍‌‌‍‌​​ ‌‌‍‌‍‌‍ ‌‍ ‌ ‌​‌‍‌‌‌ ​‍​‍‌‍‌ ‌​‌ ‍‌‌ ​​‌‍‌‌​ ‌‌‍‌‍‌‍ ‌‍ ‌ ‌​‌‍‌‌‌ ​‍​‍‌‍‌ ​​‌‍​‌‌ ‌​‌‍‍​​ ‌‌‍​ ‌‍ ‌‍ ​‌ ‌‌‌‍ ‌‌‍ ‍‌ ​ ​‍‌‌​ ‌‌‌​​‍‌‌ ‌‍‍ ‌‍‌‌‌ ‍‌​‍‌‌​ ​ ‌​‌​​‍‌‌​ ​ ‌​‌​​‍‌‌​ ​‍​ ​‍‌‍‌‌‌‍​‍​ ​‍​ ‍​‌‍​ ​ ‌‌‌‍​ ‌‍​ ‌‍‌‌‌‍​‍‌‍​‌​ ​‌​‍‌‌​ ​‍​ ​‍​‍‌‌​ ‌‌‌​‌​​‍ ‍‌‍ ​‌‍‍‌‌‍ ‍‌‍‍ ‌ ​ ​‍‌‌​ ‌‌‌​​‍‌‌ ‌‍‍ ‌‍‌‌‌ ‍‌​‍‌‌​ ​ ‌​‌​​‍‌‌​ ​ ‌​‌​​‍‌‌​ ​‍​ ​‍​ ‌​‌‍‌‌​ ‌‍‌‍‌​​ ​‍​ ‌‍​ ​‍‌‍‌‍‌‍​‌‌‍​ ‌‍​ ‌‍​ ​‍‌‌​ ​‍​ ​‍​‍‌‌​ ‌‌‌​‌​​‍ ‍‌‍ ‍‌‍​‌‌‍ ‌‌‍‌‌​‍‌‍‌ ​​‌‍‌‌‌ ​‍‌ ​ ‌ ​​‌‍‌‌‌‍​ ‌ ‌​‌‍‍‌‌ ‌‍‌‍‌‌​ ‌‌ ​​‌ ‌‌‌‍​‍‌‍ ​‌‍‍‌‌ ​ ‌‍‍​‌‍‌‌‌‍‌​​‍​‍‌ ‌
Athletic Club​​​​‌ ‍ ​‍​‍‌‍ ‌ ​‍‌‍‍‌‌‍‌ ‌‍‍‌‌‍ ‍​‍​‍​ ‍‍​‍​‍‌ ​ ‌‍​‌‌‍ ‍‌‍‍‌‌ ‌​‌ ‍‌​‍ ‍‌‍‍‌‌‍ ​‍​‍​‍ ​​‍​‍‌‍‍​‌ ​‍‌‍‌‌‌‍‌‍​‍​‍​ ‍‍​‍​‍‌‍‍​‌ ‌​‌ ‌​‌ ​​‌ ​ ​ ‍‍​‍ ​‍ ‌‍​ ‌‍‍​‌‍‌‌‌‍ ​‌ ​ ‌‍‌‌‌‍​‌‌ ​​‌‍‍‌‌‍‌‌‌ ​‍‌ ​ ​‍ ‍‌ ​ ‌‍​‌‌‍ ‍‌‍‍‌‌ ‌​‌ ‍‌​‍ ‍‌ ​ ‌ ‌​‌ ‌‌‌‍‌​‌‍‍‌‌‍ ​‍ ‌‍‍‌‌‍ ‍‌ ‌​‌‍‌‌‌‍ ‍‌ ‌​​‍ ‌‍‌‌‌‍‌​‌‍‍‌‌ ‌​​‍ ‌‍ ‌‌‍ ‌‍‌​‌‍‌‌​ ‌‌ ​​‌ ​‍‌‍‌‌‌ ​ ‌‍‌‌‌‍ ‍‌ ‌​‌‍​‌‌ ‌​‌‍‍‌‌‍ ‌‍ ‍​ ‍ ‌‍‍‌‌‍‌​​ ‌‌‍‌‍‌‍ ‌‍ ‌ ‌​‌‍‌‌‌ ​‍​ ‍ ‌ ‌​‌ ‍‌‌ ​​‌‍‌‌​ ‌‌‍‌‍‌‍ ‌‍ ‌ ‌​‌‍‌‌‌ ​‍​ ‍ ‌ ​​‌‍​‌‌ ‌​‌‍‍​​ ‌‌‍​ ‌‍ ‌‍ ​‌ ‌‌‌‍ ‌‌‍ ‍‌ ​ ​‍‌‌​ ‌‌‌​​‍‌‌ ‌‍‍ ‌‍‌‌‌ ‍‌​‍‌‌​ ​ ‌​‌​​‍‌‌​ ​ ‌​‌​​‍‌‌​ ​‍​ ​‍‌‍‌‌‌‍​‍​ ​‍​ ‍​‌‍​ ​ ‌‌‌‍​ ‌‍​ ‌‍‌‌‌‍​‍‌‍​‌​ ​‌​‍‌‌​ ​‍​ ​‍​‍‌‌​ ‌‌‌​‌​​‍ ‍‌‍ ​‌‍‍‌‌‍ ‍‌‍‍ ‌ ​ ​‍‌‌​ ‌‌‌​​‍‌‌ ‌‍‍ ‌‍‌‌‌ ‍‌​‍‌‌​ ​ ‌​‌​​‍‌‌​ ​ ‌​‌​​‍‌‌​ ​‍​ ​‍​ ‍​‌‍​‌​ ​ ​ ‌​‌‍​‌​ ‌ ‌‍‌​‌‍​‌​ ​ ​ ‍​‌‍‌‌‌‍​ ​‍‌‌​ ​‍​ ​‍​‍‌‌​ ‌‌‌​‌​​‍ ‍‌‍ ‍‌‍​‌‌‍ ‌‌‍‌‌​ ‌‍​‍‌‍​‌‌ ​ ‌‍‌‌‌‌‌‌‌ ​‍‌‍ ​​ ‌‌‍‍​‌ ‌​‌ ‌​‌ ​​‌ ​ ​‍‌‌​ ​ ‌​​‌​‍‌‌​ ​‍‌​‌‍​‍‌‌​ ​‍‌​‌‍‌‍​ ‌‍‍​‌‍‌‌‌‍ ​‌ ​ ‌‍‌‌‌‍​‌‌ ​​‌‍‍‌‌‍‌‌‌ ​‍‌ ​ ​‍ ‍‌ ​ ‌‍​‌‌‍ ‍‌‍‍‌‌ ‌​‌ ‍‌​‍ ‍‌ ​ ‌ ‌​‌ ‌‌‌‍‌​‌‍‍‌‌‍ ​‍‌‍‌‍‍‌‌‍‌​​ ‌‌‍‌‍‌‍ ‌‍ ‌ ‌​‌‍‌‌‌ ​‍​‍‌‍‌ ‌​‌ ‍‌‌ ​​‌‍‌‌​ ‌‌‍‌‍‌‍ ‌‍ ‌ ‌​‌‍‌‌‌ ​‍​‍‌‍‌ ​​‌‍​‌‌ ‌​‌‍‍​​ ‌‌‍​ ‌‍ ‌‍ ​‌ ‌‌‌‍ ‌‌‍ ‍‌ ​ ​‍‌‌​ ‌‌‌​​‍‌‌ ‌‍‍ ‌‍‌‌‌ ‍‌​‍‌‌​ ​ ‌​‌​​‍‌‌​ ​ ‌​‌​​‍‌‌​ ​‍​ ​‍‌‍‌‌‌‍​‍​ ​‍​ ‍​‌‍​ ​ ‌‌‌‍​ ‌‍​ ‌‍‌‌‌‍​‍‌‍​‌​ ​‌​‍‌‌​ ​‍​ ​‍​‍‌‌​ ‌‌‌​‌​​‍ ‍‌‍ ​‌‍‍‌‌‍ ‍‌‍‍ ‌ ​ ​‍‌‌​ ‌‌‌​​‍‌‌ ‌‍‍ ‌‍‌‌‌ ‍‌​‍‌‌​ ​ ‌​‌​​‍‌‌​ ​ ‌​‌​​‍‌‌​ ​‍​ ​‍​ ‍​‌‍​‌​ ​ ​ ‌​‌‍​‌​ ‌ ‌‍‌​‌‍​‌​ ​ ​ ‍​‌‍‌‌‌‍​ ​‍‌‌​ ​‍​ ​‍​‍‌‌​ ‌‌‌​‌​​‍ ‍‌‍ ‍‌‍​‌‌‍ ‌‌‍‌‌​‍‌‍‌ ​​‌‍‌‌‌ ​‍‌ ​ ‌ ​​‌‍‌‌‌‍​ ‌ ‌​‌‍‍‌‌ ‌‍‌‍‌‌​ ‌‌ ​​‌ ‌‌‌‍​‍‌‍ ​‌‍‍‌‌ ​ ‌‍‍​‌‍‌‌‌‍‌​​‍​‍‌ ‌
Marina​​​​‌ ‍ ​‍​‍‌‍ ‌ ​‍‌‍‍‌‌‍‌ ‌‍‍‌‌‍ ‍​‍​‍​ ‍‍​‍​‍‌ ​ ‌‍​‌‌‍ ‍‌‍‍‌‌ ‌​‌ ‍‌​‍ ‍‌‍‍‌‌‍ ​‍​‍​‍ ​​‍​‍‌‍‍​‌ ​‍‌‍‌‌‌‍‌‍​‍​‍​ ‍‍​‍​‍‌‍‍​‌ ‌​‌ ‌​‌ ​​‌ ​ ​ ‍‍​‍ ​‍ ‌‍​ ‌‍‍​‌‍‌‌‌‍ ​‌ ​ ‌‍‌‌‌‍​‌‌ ​​‌‍‍‌‌‍‌‌‌ ​‍‌ ​ ​‍ ‍‌ ​ ‌‍​‌‌‍ ‍‌‍‍‌‌ ‌​‌ ‍‌​‍ ‍‌ ​ ‌ ‌​‌ ‌‌‌‍‌​‌‍‍‌‌‍ ​‍ ‌‍‍‌‌‍ ‍‌ ‌​‌‍‌‌‌‍ ‍‌ ‌​​‍ ‌‍‌‌‌‍‌​‌‍‍‌‌ ‌​​‍ ‌‍ ‌‌‍ ‌‍‌​‌‍‌‌​ ‌‌ ​​‌ ​‍‌‍‌‌‌ ​ ‌‍‌‌‌‍ ‍‌ ‌​‌‍​‌‌ ‌​‌‍‍‌‌‍ ‌‍ ‍​ ‍ ‌‍‍‌‌‍‌​​ ‌‌‍‌‍‌‍ ‌‍ ‌ ‌​‌‍‌‌‌ ​‍​ ‍ ‌ ‌​‌ ‍‌‌ ​​‌‍‌‌​ ‌‌‍‌‍‌‍ ‌‍ ‌ ‌​‌‍‌‌‌ ​‍​ ‍ ‌ ​​‌‍​‌‌ ‌​‌‍‍​​ ‌‌‍​ ‌‍ ‌‍ ​‌ ‌‌‌‍ ‌‌‍ ‍‌ ​ ​‍‌‌​ ‌‌‌​​‍‌‌ ‌‍‍ ‌‍‌‌‌ ‍‌​‍‌‌​ ​ ‌​‌​​‍‌‌​ ​ ‌​‌​​‍‌‌​ ​‍​ ​‍‌‍‌‌‌‍​‍​ ​‍​ ‍​‌‍​ ​ ‌‌‌‍​ ‌‍​ ‌‍‌‌‌‍​‍‌‍​‌​ ​‌​‍‌‌​ ​‍​ ​‍​‍‌‌​ ‌‌‌​‌​​‍ ‍‌‍ ​‌‍‍‌‌‍ ‍‌‍‍ ‌ ​ ​‍‌‌​ ‌‌‌​​‍‌‌ ‌‍‍ ‌‍‌‌‌ ‍‌​‍‌‌​ ​ ‌​‌​​‍‌‌​ ​ ‌​‌​​‍‌‌​ ​‍​ ​‍​ ‌‍​ ‌‌​ ‌‍​ ‌‌‌‍‌‌‌‍‌‍‌‍​‌​ ​​​ ‌‍​ ‌‌​ ‌​‌‍‌​​‍‌‌​ ​‍​ ​‍​‍‌‌​ ‌‌‌​‌​​‍ ‍‌‍ ‍‌‍​‌‌‍ ‌‌‍‌‌​ ‌‍​‍‌‍​‌‌ ​ ‌‍‌‌‌‌‌‌‌ ​‍‌‍ ​​ ‌‌‍‍​‌ ‌​‌ ‌​‌ ​​‌ ​ ​‍‌‌​ ​ ‌​​‌​‍‌‌​ ​‍‌​‌‍​‍‌‌​ ​‍‌​‌‍‌‍​ ‌‍‍​‌‍‌‌‌‍ ​‌ ​ ‌‍‌‌‌‍​‌‌ ​​‌‍‍‌‌‍‌‌‌ ​‍‌ ​ ​‍ ‍‌ ​ ‌‍​‌‌‍ ‍‌‍‍‌‌ ‌​‌ ‍‌​‍ ‍‌ ​ ‌ ‌​‌ ‌‌‌‍‌​‌‍‍‌‌‍ ​‍‌‍‌‍‍‌‌‍‌​​ ‌‌‍‌‍‌‍ ‌‍ ‌ ‌​‌‍‌‌‌ ​‍​‍‌‍‌ ‌​‌ ‍‌‌ ​​‌‍‌‌​ ‌‌‍‌‍‌‍ ‌‍ ‌ ‌​‌‍‌‌‌ ​‍​‍‌‍‌ ​​‌‍​‌‌ ‌​‌‍‍​​ ‌‌‍​ ‌‍ ‌‍ ​‌ ‌‌‌‍ ‌‌‍ ‍‌ ​ ​‍‌‌​ ‌‌‌​​‍‌‌ ‌‍‍ ‌‍‌‌‌ ‍‌​‍‌‌​ ​ ‌​‌​​‍‌‌​ ​ ‌​‌​​‍‌‌​ ​‍​ ​‍‌‍‌‌‌‍​‍​ ​‍​ ‍​‌‍​ ​ ‌‌‌‍​ ‌‍​ ‌‍‌‌‌‍​‍‌‍​‌​ ​‌​‍‌‌​ ​‍​ ​‍​‍‌‌​ ‌‌‌​‌​​‍ ‍‌‍ ​‌‍‍‌‌‍ ‍‌‍‍ ‌ ​ ​‍‌‌​ ‌‌‌​​‍‌‌ ‌‍‍ ‌‍‌‌‌ ‍‌​‍‌‌​ ​ ‌​‌​​‍‌‌​ ​ ‌​‌​​‍‌‌​ ​‍​ ​‍​ ‌‍​ ‌‌​ ‌‍​ ‌‌‌‍‌‌‌‍‌‍‌‍​‌​ ​​​ ‌‍​ ‌‌​ ‌​‌‍‌​​‍‌‌​ ​‍​ ​‍​‍‌‌​ ‌‌‌​‌​​‍ ‍‌‍ ‍‌‍​‌‌‍ ‌‌‍‌‌​‍‌‍‌ ​​‌‍‌‌‌ ​‍‌ ​ ‌ ​​‌‍‌‌‌‍​ ‌ ‌​‌‍‍‌‌ ‌‍‌‍‌‌​ ‌‌ ​​‌ ‌‌‌‍​‍‌‍ ​‌‍‍‌‌ ​ ‌‍‍​‌‍‌‌‌‍‌​​‍​‍‌ ‌
Company​​​​‌ ‍ ​‍​‍‌‍ ‌ ​‍‌‍‍‌‌‍‌ ‌‍‍‌‌‍ ‍​‍​‍​ ‍‍​‍​‍‌ ​ ‌‍​‌‌‍ ‍‌‍‍‌‌ ‌​‌ ‍‌​‍ ‍‌‍‍‌‌‍ ​‍​‍​‍ ​​‍​‍‌‍‍​‌ ​‍‌‍‌‌‌‍‌‍​‍​‍​ ‍‍​‍​‍‌‍‍​‌ ‌​‌ ‌​‌ ​​‌ ​ ​ ‍‍​‍ ​‍ ‌‍​ ‌‍‍​‌‍‌‌‌‍ ​‌ ​ ‌‍‌‌‌‍​‌‌ ​​‌‍‍‌‌‍‌‌‌ ​‍‌ ​ ​‍ ‍‌ ​ ‌‍​‌‌‍ ‍‌‍‍‌‌ ‌​‌ ‍‌​‍ ‍‌ ​ ‌ ‌​‌ ‌‌‌‍‌​‌‍‍‌‌‍ ​‍ ‌‍‍‌‌‍ ‍‌ ‌​‌‍‌‌‌‍ ‍‌ ‌​​‍ ‌‍‌‌‌‍‌​‌‍‍‌‌ ‌​​‍ ‌‍ ‌‌‍ ‌‍‌​‌‍‌‌​ ‌‌ ​​‌ ​‍‌‍‌‌‌ ​ ‌‍‌‌‌‍ ‍‌ ‌​‌‍​‌‌ ‌​‌‍‍‌‌‍ ‌‍ ‍​ ‍ ‌‍‍‌‌‍‌​​ ‌‌‍‌‍‌‍ ‌‍ ‌ ‌​‌‍‌‌‌ ​‍​ ‍ ‌ ‌​‌ ‍‌‌ ​​‌‍‌‌​ ‌‌‍‌‍‌‍ ‌‍ ‌ ‌​‌‍‌‌‌ ​‍​ ‍ ‌ ​​‌‍​‌‌ ‌​‌‍‍​​ ‌‌‍​ ‌‍ ‌‍ ​‌ ‌‌‌‍ ‌‌‍ ‍‌ ​ ​‍‌‌​ ‌‌‌​​‍‌‌ ‌‍‍ ‌‍‌‌‌ ‍‌​‍‌‌​ ​ ‌​‌​​‍‌‌​ ​ ‌​‌​​‍‌‌​ ​‍​ ​‍‌‍​ ​ ​ ​ ‌​​ ​​‌‍​ ​ ‌‍‌‍‌​​ ‌​‌‍‌‍‌‍‌‌‌‍‌‌‌‍‌​​‍‌‌​ ​‍​ ​‍​‍‌‌​ ‌‌‌​‌​​‍ ‍‌ ‌​‌‍‍‌‌ ‌​‌‍ ​‌‍‌‌​ ‌‍​‍‌‍​‌‌ ​ ‌‍‌‌‌‌‌‌‌ ​‍‌‍ ​​ ‌‌‍‍​‌ ‌​‌ ‌​‌ ​​‌ ​ ​‍‌‌​ ​ ‌​​‌​‍‌‌​ ​‍‌​‌‍​‍‌‌​ ​‍‌​‌‍‌‍​ ‌‍‍​‌‍‌‌‌‍ ​‌ ​ ‌‍‌‌‌‍​‌‌ ​​‌‍‍‌‌‍‌‌‌ ​‍‌ ​ ​‍ ‍‌ ​ ‌‍​‌‌‍ ‍‌‍‍‌‌ ‌​‌ ‍‌​‍ ‍‌ ​ ‌ ‌​‌ ‌‌‌‍‌​‌‍‍‌‌‍ ​‍‌‍‌‍‍‌‌‍‌​​ ‌‌‍‌‍‌‍ ‌‍ ‌ ‌​‌‍‌‌‌ ​‍​‍‌‍‌ ‌​‌ ‍‌‌ ​​‌‍‌‌​ ‌‌‍‌‍‌‍ ‌‍ ‌ ‌​‌‍‌‌‌ ​‍​‍‌‍‌ ​​‌‍​‌‌ ‌​‌‍‍​​ ‌‌‍​ ‌‍ ‌‍ ​‌ ‌‌‌‍ ‌‌‍ ‍‌ ​ ​‍‌‌​ ‌‌‌​​‍‌‌ ‌‍‍ ‌‍‌‌‌ ‍‌​‍‌‌​ ​ ‌​‌​​‍‌‌​ ​ ‌​‌​​‍‌‌​ ​‍​ ​‍‌‍​ ​ ​ ​ ‌​​ ​​‌‍​ ​ ‌‍‌‍‌​​ ‌​‌‍‌‍‌‍‌‌‌‍‌‌‌‍‌​​‍‌‌​ ​‍​ ​‍​‍‌‌​ ‌‌‌​‌​​‍ ‍‌ ‌​‌‍‍‌‌ ‌​‌‍ ​‌‍‌‌​‍‌‍‌ ​​‌‍‌‌‌ ​‍‌ ​ ‌ ​​‌‍‌‌‌‍​ ‌ ‌​‌‍‍‌‌ ‌‍‌‍‌‌​ ‌‌ ​​‌ ‌‌‌‍​‍‌‍ ​‌‍‍‌‌ ​ ‌‍‍​‌‍‌‌‌‍‌​​‍​‍‌ ‌
Privacy Policy​​​​‌ ‍ ​‍​‍‌‍ ‌ ​‍‌‍‍‌‌‍‌ ‌‍‍‌‌‍ ‍​‍​‍​ ‍‍​‍​‍‌ ​ ‌‍​‌‌‍ ‍‌‍‍‌‌ ‌​‌ ‍‌​‍ ‍‌‍‍‌‌‍ ​‍​‍​‍ ​​‍​‍‌‍‍​‌ ​‍‌‍‌‌‌‍‌‍​‍​‍​ ‍‍​‍​‍‌‍‍​‌ ‌​‌ ‌​‌ ​​‌ ​ ​ ‍‍​‍ ​‍ ‌‍​ ‌‍‍​‌‍‌‌‌‍ ​‌ ​ ‌‍‌‌‌‍​‌‌ ​​‌‍‍‌‌‍‌‌‌ ​‍‌ ​ ​‍ ‍‌ ​ ‌‍​‌‌‍ ‍‌‍‍‌‌ ‌​‌ ‍‌​‍ ‍‌ ​ ‌ ‌​‌ ‌‌‌‍‌​‌‍‍‌‌‍ ​‍ ‌‍‍‌‌‍ ‍‌ ‌​‌‍‌‌‌‍ ‍‌ ‌​​‍ ‌‍‌‌‌‍‌​‌‍‍‌‌ ‌​​‍ ‌‍ ‌‌‍ ‌‍‌​‌‍‌‌​ ‌‌ ​​‌ ​‍‌‍‌‌‌ ​ ‌‍‌‌‌‍ ‍‌ ‌​‌‍​‌‌ ‌​‌‍‍‌‌‍ ‌‍ ‍​ ‍ ‌‍‍‌‌‍‌​​ ‌‌‍‌‍‌‍ ‌‍ ‌ ‌​‌‍‌‌‌ ​‍​ ‍ ‌ ‌​‌ ‍‌‌ ​​‌‍‌‌​ ‌‌‍‌‍‌‍ ‌‍ ‌ ‌​‌‍‌‌‌ ​‍​ ‍ ‌ ​​‌‍​‌‌ ‌​‌‍‍​​ ‌‌‍​ ‌‍ ‌‍ ​‌ ‌‌‌‍ ‌‌‍ ‍‌ ​ ​‍‌‌​ ‌‌‌​​‍‌‌ ‌‍‍ ‌‍‌‌‌ ‍‌​‍‌‌​ ​ ‌​‌​​‍‌‌​ ​ ‌​‌​​‍‌‌​ ​‍​ ​‍‌‍​ ​ ​ ​ ‌​​ ​​‌‍​ ​ ‌‍‌‍‌​​ ‌​‌‍‌‍‌‍‌‌‌‍‌‌‌‍‌​​‍‌‌​ ​‍​ ​‍​‍‌‌​ ‌‌‌​‌​​‍ ‍‌‍ ​‌‍‍‌‌‍ ‍‌‍‍ ‌ ​ ​‍‌‌​ ‌‌‌​​‍‌‌ ‌‍‍ ‌‍‌‌‌ ‍‌​‍‌‌​ ​ ‌​‌​​‍‌‌​ ​ ‌​‌​​‍‌‌​ ​‍​ ​‍​ ​​​ ‍‌‌‍‌‌​ ‍​​ ‍‌​ ​‍‌‍​‍‌‍​‍​ ​‍​ ‍​‌‍​‌​ ​​​‍‌‌​ ​‍​ ​‍​‍‌‌​ ‌‌‌​‌​​‍ ‍‌‍ ‍‌‍​‌‌‍ ‌‌‍‌‌​ ‌‍​‍‌‍​‌‌ ​ ‌‍‌‌‌‌‌‌‌ ​‍‌‍ ​​ ‌‌‍‍​‌ ‌​‌ ‌​‌ ​​‌ ​ ​‍‌‌​ ​ ‌​​‌​‍‌‌​ ​‍‌​‌‍​‍‌‌​ ​‍‌​‌‍‌‍​ ‌‍‍​‌‍‌‌‌‍ ​‌ ​ ‌‍‌‌‌‍​‌‌ ​​‌‍‍‌‌‍‌‌‌ ​‍‌ ​ ​‍ ‍‌ ​ ‌‍​‌‌‍ ‍‌‍‍‌‌ ‌​‌ ‍‌​‍ ‍‌ ​ ‌ ‌​‌ ‌‌‌‍‌​‌‍‍‌‌‍ ​‍‌‍‌‍‍‌‌‍‌​​ ‌‌‍‌‍‌‍ ‌‍ ‌ ‌​‌‍‌‌‌ ​‍​‍‌‍‌ ‌​‌ ‍‌‌ ​​‌‍‌‌​ ‌‌‍‌‍‌‍ ‌‍ ‌ ‌​‌‍‌‌‌ ​‍​‍‌‍‌ ​​‌‍​‌‌ ‌​‌‍‍​​ ‌‌‍​ ‌‍ ‌‍ ​‌ ‌‌‌‍ ‌‌‍ ‍‌ ​ ​‍‌‌​ ‌‌‌​​‍‌‌ ‌‍‍ ‌‍‌‌‌ ‍‌​‍‌‌​ ​ ‌​‌​​‍‌‌​ ​ ‌​‌​​‍‌‌​ ​‍​ ​‍‌‍​ ​ ​ ​ ‌​​ ​​‌‍​ ​ ‌‍‌‍‌​​ ‌​‌‍‌‍‌‍‌‌‌‍‌‌‌‍‌​​‍‌‌​ ​‍​ ​‍​‍‌‌​ ‌‌‌​‌​​‍ ‍‌‍ ​‌‍‍‌‌‍ ‍‌‍‍ ‌ ​ ​‍‌‌​ ‌‌‌​​‍‌‌ ‌‍‍ ‌‍‌‌‌ ‍‌​‍‌‌​ ​ ‌​‌​​‍‌‌​ ​ ‌​‌​​‍‌‌​ ​‍​ ​‍​ ​​​ ‍‌‌‍‌‌​ ‍​​ ‍‌​ ​‍‌‍​‍‌‍​‍​ ​‍​ ‍​‌‍​‌​ ​​​‍‌‌​ ​‍​ ​‍​‍‌‌​ ‌‌‌​‌​​‍ ‍‌‍ ‍‌‍​‌‌‍ ‌‌‍‌‌​‍‌‍‌ ​​‌‍‌‌‌ ​‍‌ ​ ‌ ​​‌‍‌‌‌‍​ ‌ ‌​‌‍‍‌‌ ‌‍‌‍‌‌​ ‌‌ ​​‌ ‌‌‌‍​‍‌‍ ​‌‍‍‌‌ ​ ‌‍‍​‌‍‌‌‌‍‌​​‍​‍‌ ‌
Accessibility Statement​​​​‌ ‍ ​‍​‍‌‍ ‌ ​‍‌‍‍‌‌‍‌ ‌‍‍‌‌‍ ‍​‍​‍​ ‍‍​‍​‍‌ ​ ‌‍​‌‌‍ ‍‌‍‍‌‌ ‌​‌ ‍‌​‍ ‍‌‍‍‌‌‍ ​‍​‍​‍ ​​‍​‍‌‍‍​‌ ​‍‌‍‌‌‌‍‌‍​‍​‍​ ‍‍​‍​‍‌‍‍​‌ ‌​‌ ‌​‌ ​​‌ ​ ​ ‍‍​‍ ​‍ ‌‍​ ‌‍‍​‌‍‌‌‌‍ ​‌ ​ ‌‍‌‌‌‍​‌‌ ​​‌‍‍‌‌‍‌‌‌ ​‍‌ ​ ​‍ ‍‌ ​ ‌‍​‌‌‍ ‍‌‍‍‌‌ ‌​‌ ‍‌​‍ ‍‌ ​ ‌ ‌​‌ ‌‌‌‍‌​‌‍‍‌‌‍ ​‍ ‌‍‍‌‌‍ ‍‌ ‌​‌‍‌‌‌‍ ‍‌ ‌​​‍ ‌‍‌‌‌‍‌​‌‍‍‌‌ ‌​​‍ ‌‍ ‌‌‍ ‌‍‌​‌‍‌‌​ ‌‌ ​​‌ ​‍‌‍‌‌‌ ​ ‌‍‌‌‌‍ ‍‌ ‌​‌‍​‌‌ ‌​‌‍‍‌‌‍ ‌‍ ‍​ ‍ ‌‍‍‌‌‍‌​​ ‌‌‍‌‍‌‍ ‌‍ ‌ ‌​‌‍‌‌‌ ​‍​ ‍ ‌ ‌​‌ ‍‌‌ ​​‌‍‌‌​ ‌‌‍‌‍‌‍ ‌‍ ‌ ‌​‌‍‌‌‌ ​‍​ ‍ ‌ ​​‌‍​‌‌ ‌​‌‍‍​​ ‌‌‍​ ‌‍ ‌‍ ​‌ ‌‌‌‍ ‌‌‍ ‍‌ ​ ​‍‌‌​ ‌‌‌​​‍‌‌ ‌‍‍ ‌‍‌‌‌ ‍‌​‍‌‌​ ​ ‌​‌​​‍‌‌​ ​ ‌​‌​​‍‌‌​ ​‍​ ​‍‌‍​ ​ ​ ​ ‌​​ ​​‌‍​ ​ ‌‍‌‍‌​​ ‌​‌‍‌‍‌‍‌‌‌‍‌‌‌‍‌​​‍‌‌​ ​‍​ ​‍​‍‌‌​ ‌‌‌​‌​​‍ ‍‌‍ ​‌‍‍‌‌‍ ‍‌‍‍ ‌ ​ ​‍‌‌​ ‌‌‌​​‍‌‌ ‌‍‍ ‌‍‌‌‌ ‍‌​‍‌‌​ ​ ‌​‌​​‍‌‌​ ​ ‌​‌​​‍‌‌​ ​‍​ ​‍​ ​ ​ ‌‍​ ‌ ​ ​ ‌‍​‌​ ‌‍​ ‌ ​ ‍‌​ ​‌​ ‌‍‌‍‌​​ ​​​‍‌‌​ ​‍​ ​‍​‍‌‌​ ‌‌‌​‌​​‍ ‍‌‍ ‍‌‍​‌‌‍ ‌‌‍‌‌​ ‌‍​‍‌‍​‌‌ ​ ‌‍‌‌‌‌‌‌‌ ​‍‌‍ ​​ ‌‌‍‍​‌ ‌​‌ ‌​‌ ​​‌ ​ ​‍‌‌​ ​ ‌​​‌​‍‌‌​ ​‍‌​‌‍​‍‌‌​ ​‍‌​‌‍‌‍​ ‌‍‍​‌‍‌‌‌‍ ​‌ ​ ‌‍‌‌‌‍​‌‌ ​​‌‍‍‌‌‍‌‌‌ ​‍‌ ​ ​‍ ‍‌ ​ ‌‍​‌‌‍ ‍‌‍‍‌‌ ‌​‌ ‍‌​‍ ‍‌ ​ ‌ ‌​‌ ‌‌‌‍‌​‌‍‍‌‌‍ ​‍‌‍‌‍‍‌‌‍‌​​ ‌‌‍‌‍‌‍ ‌‍ ‌ ‌​‌‍‌‌‌ ​‍​‍‌‍‌ ‌​‌ ‍‌‌ ​​‌‍‌‌​ ‌‌‍‌‍‌‍ ‌‍ ‌ ‌​‌‍‌‌‌ ​‍​‍‌‍‌ ​​‌‍​‌‌ ‌​‌‍‍​​ ‌‌‍​ ‌‍ ‌‍ ​‌ ‌‌‌‍ ‌‌‍ ‍‌ ​ ​‍‌‌​ ‌‌‌​​‍‌‌ ‌‍‍ ‌‍‌‌‌ ‍‌​‍‌‌​ ​ ‌​‌​​‍‌‌​ ​ ‌​‌​​‍‌‌​ ​‍​ ​‍‌‍​ ​ ​ ​ ‌​​ ​​‌‍​ ​ ‌‍‌‍‌​​ ‌​‌‍‌‍‌‍‌‌‌‍‌‌‌‍‌​​‍‌‌​ ​‍​ ​‍​‍‌‌​ ‌‌‌​‌​​‍ ‍‌‍ ​‌‍‍‌‌‍ ‍‌‍‍ ‌ ​ ​‍‌‌​ ‌‌‌​​‍‌‌ ‌‍‍ ‌‍‌‌‌ ‍‌​‍‌‌​ ​ ‌​‌​​‍‌‌​ ​ ‌​‌​​‍‌‌​ ​‍​ ​‍​ ​ ​ ‌‍​ ‌ ​ ​ ‌‍​‌​ ‌‍​ ‌ ​ ‍‌​ ​‌​ ‌‍‌‍‌​​ ​​​‍‌‌​ ​‍​ ​‍​‍‌‌​ ‌‌‌​‌​​‍ ‍‌‍ ‍‌‍​‌‌‍ ‌‌‍‌‌​‍‌‍‌ ​​‌‍‌‌‌ ​‍‌ ​ ‌ ​​‌‍‌‌‌‍​ ‌ ‌​‌‍‍‌‌ ‌‍‌‍‌‌​ ‌‌ ​​‌ ‌‌‌‍​‍‌‍ ​‌‍‍‌‌ ​ ‌‍‍​‌‍‌‌‌‍‌​​‍​‍‌ ‌
Our Story​​​​‌ ‍ ​‍​‍‌‍ ‌ ​‍‌‍‍‌‌‍‌ ‌‍‍‌‌‍ ‍​‍​‍​ ‍‍​‍​‍‌ ​ ‌‍​‌‌‍ ‍‌‍‍‌‌ ‌​‌ ‍‌​‍ ‍‌‍‍‌‌‍ ​‍​‍​‍ ​​‍​‍‌‍‍​‌ ​‍‌‍‌‌‌‍‌‍​‍​‍​ ‍‍​‍​‍‌‍‍​‌ ‌​‌ ‌​‌ ​​‌ ​ ​ ‍‍​‍ ​‍ ‌‍​ ‌‍‍​‌‍‌‌‌‍ ​‌ ​ ‌‍‌‌‌‍​‌‌ ​​‌‍‍‌‌‍‌‌‌ ​‍‌ ​ ​‍ ‍‌ ​ ‌‍​‌‌‍ ‍‌‍‍‌‌ ‌​‌ ‍‌​‍ ‍‌ ​ ‌ ‌​‌ ‌‌‌‍‌​‌‍‍‌‌‍ ​‍ ‌‍‍‌‌‍ ‍‌ ‌​‌‍‌‌‌‍ ‍‌ ‌​​‍ ‌‍‌‌‌‍‌​‌‍‍‌‌ ‌​​‍ ‌‍ ‌‌‍ ‌‍‌​‌‍‌‌​ ‌‌ ​​‌ ​‍‌‍‌‌‌ ​ ‌‍‌‌‌‍ ‍‌ ‌​‌‍​‌‌ ‌​‌‍‍‌‌‍ ‌‍ ‍​ ‍ ‌‍‍‌‌‍‌​​ ‌‌‍‌‍‌‍ ‌‍ ‌ ‌​‌‍‌‌‌ ​‍​ ‍ ‌ ‌​‌ ‍‌‌ ​​‌‍‌‌​ ‌‌‍‌‍‌‍ ‌‍ ‌ ‌​‌‍‌‌‌ ​‍​ ‍ ‌ ​​‌‍​‌‌ ‌​‌‍‍​​ ‌‌‍​ ‌‍ ‌‍ ​‌ ‌‌‌‍ ‌‌‍ ‍‌ ​ ​‍‌‌​ ‌‌‌​​‍‌‌ ‌‍‍ ‌‍‌‌‌ ‍‌​‍‌‌​ ​ ‌​‌​​‍‌‌​ ​ ‌​‌​​‍‌‌​ ​‍​ ​‍‌‍​ ​ ​ ​ ‌​​ ​​‌‍​ ​ ‌‍‌‍‌​​ ‌​‌‍‌‍‌‍‌‌‌‍‌‌‌‍‌​​‍‌‌​ ​‍​ ​‍​‍‌‌​ ‌‌‌​‌​​‍ ‍‌‍ ​‌‍‍‌‌‍ ‍‌‍‍ ‌ ​ ​‍‌‌​ ‌‌‌​​‍‌‌ ‌‍‍ ‌‍‌‌‌ ‍‌​‍‌‌​ ​ ‌​‌​​‍‌‌​ ​ ‌​‌​​‍‌‌​ ​‍​ ​‍‌‍‌‍​ ​ ​ ‌‌‌‍‌​‌‍​ ​ ​​​ ​ ​ ‌‍​ ‌‍​ ​ ‌‍​‍​ ​‍​‍‌‌​ ​‍​ ​‍​‍‌‌​ ‌‌‌​‌​​‍ ‍‌‍ ‍‌‍​‌‌‍ ‌‌‍‌‌​ ‌‍​‍‌‍​‌‌ ​ ‌‍‌‌‌‌‌‌‌ ​‍‌‍ ​​ ‌‌‍‍​‌ ‌​‌ ‌​‌ ​​‌ ​ ​‍‌‌​ ​ ‌​​‌​‍‌‌​ ​‍‌​‌‍​‍‌‌​ ​‍‌​‌‍‌‍​ ‌‍‍​‌‍‌‌‌‍ ​‌ ​ ‌‍‌‌‌‍​‌‌ ​​‌‍‍‌‌‍‌‌‌ ​‍‌ ​ ​‍ ‍‌ ​ ‌‍​‌‌‍ ‍‌‍‍‌‌ ‌​‌ ‍‌​‍ ‍‌ ​ ‌ ‌​‌ ‌‌‌‍‌​‌‍‍‌‌‍ ​‍‌‍‌‍‍‌‌‍‌​​ ‌‌‍‌‍‌‍ ‌‍ ‌ ‌​‌‍‌‌‌ ​‍​‍‌‍‌ ‌​‌ ‍‌‌ ​​‌‍‌‌​ ‌‌‍‌‍‌‍ ‌‍ ‌ ‌​‌‍‌‌‌ ​‍​‍‌‍‌ ​​‌‍​‌‌ ‌​‌‍‍​​ ‌‌‍​ ‌‍ ‌‍ ​‌ ‌‌‌‍ ‌‌‍ ‍‌ ​ ​‍‌‌​ ‌‌‌​​‍‌‌ ‌‍‍ ‌‍‌‌‌ ‍‌​‍‌‌​ ​ ‌​‌​​‍‌‌​ ​ ‌​‌​​‍‌‌​ ​‍​ ​‍‌‍​ ​ ​ ​ ‌​​ ​​‌‍​ ​ ‌‍‌‍‌​​ ‌​‌‍‌‍‌‍‌‌‌‍‌‌‌‍‌​​‍‌‌​ ​‍​ ​‍​‍‌‌​ ‌‌‌​‌​​‍ ‍‌‍ ​‌‍‍‌‌‍ ‍‌‍‍ ‌ ​ ​‍‌‌​ ‌‌‌​​‍‌‌ ‌‍‍ ‌‍‌‌‌ ‍‌​‍‌‌​ ​ ‌​‌​​‍‌‌​ ​ ‌​‌​​‍‌‌​ ​‍​ ​‍‌‍‌‍​ ​ ​ ‌‌‌‍‌​‌‍​ ​ ​​​ ​ ​ ‌‍​ ‌‍​ ​ ‌‍​‍​ ​‍​‍‌‌​ ​‍​ ​‍​‍‌‌​ ‌‌‌​‌​​‍ ‍‌‍ ‍‌‍​‌‌‍ ‌‌‍‌‌​‍‌‍‌ ​​‌‍‌‌‌ ​‍‌ ​ ‌ ​​‌‍‌‌‌‍​ ‌ ‌​‌‍‍‌‌ ‌‍‌‍‌‌​ ‌‌ ​​‌ ‌‌‌‍​‍‌‍ ​‌‍‍‌‌ ​ ‌‍‍​‌‍‌‌‌‍‌​​‍​‍‌ ‌
Our Impact​​​​‌ ‍ ​‍​‍‌‍ ‌ ​‍‌‍‍‌‌‍‌ ‌‍‍‌‌‍ ‍​‍​‍​ ‍‍​‍​‍‌ ​ ‌‍​‌‌‍ ‍‌‍‍‌‌ ‌​‌ ‍‌​‍ ‍‌‍‍‌‌‍ ​‍​‍​‍ ​​‍​‍‌‍‍​‌ ​‍‌‍‌‌‌‍‌‍​‍​‍​ ‍‍​‍​‍‌‍‍​‌ ‌​‌ ‌​‌ ​​‌ ​ ​ ‍‍​‍ ​‍ ‌‍​ ‌‍‍​‌‍‌‌‌‍ ​‌ ​ ‌‍‌‌‌‍​‌‌ ​​‌‍‍‌‌‍‌‌‌ ​‍‌ ​ ​‍ ‍‌ ​ ‌‍​‌‌‍ ‍‌‍‍‌‌ ‌​‌ ‍‌​‍ ‍‌ ​ ‌ ‌​‌ ‌‌‌‍‌​‌‍‍‌‌‍ ​‍ ‌‍‍‌‌‍ ‍‌ ‌​‌‍‌‌‌‍ ‍‌ ‌​​‍ ‌‍‌‌‌‍‌​‌‍‍‌‌ ‌​​‍ ‌‍ ‌‌‍ ‌‍‌​‌‍‌‌​ ‌‌ ​​‌ ​‍‌‍‌‌‌ ​ ‌‍‌‌‌‍ ‍‌ ‌​‌‍​‌‌ ‌​‌‍‍‌‌‍ ‌‍ ‍​ ‍ ‌‍‍‌‌‍‌​​ ‌‌‍‌‍‌‍ ‌‍ ‌ ‌​‌‍‌‌‌ ​‍​ ‍ ‌ ‌​‌ ‍‌‌ ​​‌‍‌‌​ ‌‌‍‌‍‌‍ ‌‍ ‌ ‌​‌‍‌‌‌ ​‍​ ‍ ‌ ​​‌‍​‌‌ ‌​‌‍‍​​ ‌‌‍​ ‌‍ ‌‍ ​‌ ‌‌‌‍ ‌‌‍ ‍‌ ​ ​‍‌‌​ ‌‌‌​​‍‌‌ ‌‍‍ ‌‍‌‌‌ ‍‌​‍‌‌​ ​ ‌​‌​​‍‌‌​ ​ ‌​‌​​‍‌‌​ ​‍​ ​‍‌‍​ ​ ​ ​ ‌​​ ​​‌‍​ ​ ‌‍‌‍‌​​ ‌​‌‍‌‍‌‍‌‌‌‍‌‌‌‍‌​​‍‌‌​ ​‍​ ​‍​‍‌‌​ ‌‌‌​‌​​‍ ‍‌‍ ​‌‍‍‌‌‍ ‍‌‍‍ ‌ ​ ​‍‌‌​ ‌‌‌​​‍‌‌ ‌‍‍ ‌‍‌‌‌ ‍‌​‍‌‌​ ​ ‌​‌​​‍‌‌​ ​ ‌​‌​​‍‌‌​ ​‍​ ​‍‌‍‌‍​ ‍‌​ ​ ‌‍​‌​ ‌​​ ​‌‌‍​‌​ ​​‌‍‌‌​ ‌‍‌‍‌​​ ‌ ​‍‌‌​ ​‍​ ​‍​‍‌‌​ ‌‌‌​‌​​‍ ‍‌‍ ‍‌‍​‌‌‍ ‌‌‍‌‌​ ‌‍​‍‌‍​‌‌ ​ ‌‍‌‌‌‌‌‌‌ ​‍‌‍ ​​ ‌‌‍‍​‌ ‌​‌ ‌​‌ ​​‌ ​ ​‍‌‌​ ​ ‌​​‌​‍‌‌​ ​‍‌​‌‍​‍‌‌​ ​‍‌​‌‍‌‍​ ‌‍‍​‌‍‌‌‌‍ ​‌ ​ ‌‍‌‌‌‍​‌‌ ​​‌‍‍‌‌‍‌‌‌ ​‍‌ ​ ​‍ ‍‌ ​ ‌‍​‌‌‍ ‍‌‍‍‌‌ ‌​‌ ‍‌​‍ ‍‌ ​ ‌ ‌​‌ ‌‌‌‍‌​‌‍‍‌‌‍ ​‍‌‍‌‍‍‌‌‍‌​​ ‌‌‍‌‍‌‍ ‌‍ ‌ ‌​‌‍‌‌‌ ​‍​‍‌‍‌ ‌​‌ ‍‌‌ ​​‌‍‌‌​ ‌‌‍‌‍‌‍ ‌‍ ‌ ‌​‌‍‌‌‌ ​‍​‍‌‍‌ ​​‌‍​‌‌ ‌​‌‍‍​​ ‌‌‍​ ‌‍ ‌‍ ​‌ ‌‌‌‍ ‌‌‍ ‍‌ ​ ​‍‌‌​ ‌‌‌​​‍‌‌ ‌‍‍ ‌‍‌‌‌ ‍‌​‍‌‌​ ​ ‌​‌​​‍‌‌​ ​ ‌​‌​​‍‌‌​ ​‍​ ​‍‌‍​ ​ ​ ​ ‌​​ ​​‌‍​ ​ ‌‍‌‍‌​​ ‌​‌‍‌‍‌‍‌‌‌‍‌‌‌‍‌​​‍‌‌​ ​‍​ ​‍​‍‌‌​ ‌‌‌​‌​​‍ ‍‌‍ ​‌‍‍‌‌‍ ‍‌‍‍ ‌ ​ ​‍‌‌​ ‌‌‌​​‍‌‌ ‌‍‍ ‌‍‌‌‌ ‍‌​‍‌‌​ ​ ‌​‌​​‍‌‌​ ​ ‌​‌​​‍‌‌​ ​‍​ ​‍‌‍‌‍​ ‍‌​ ​ ‌‍​‌​ ‌​​ ​‌‌‍​‌​ ​​‌‍‌‌​ ‌‍‌‍‌​​ ‌ ​‍‌‌​ ​‍​ ​‍​‍‌‌​ ‌‌‌​‌​​‍ ‍‌‍ ‍‌‍​‌‌‍ ‌‌‍‌‌​‍‌‍‌ ​​‌‍‌‌‌ ​‍‌ ​ ‌ ​​‌‍‌‌‌‍​ ‌ ‌​‌‍‍‌‌ ‌‍‌‍‌‌​ ‌‌ ​​‌ ‌‌‌‍​‍‌‍ ​‌‍‍‌‌ ​ ‌‍‍​‌‍‌‌‌‍‌​​‍​‍‌ ‌
Partner with Us​​​​‌ ‍ ​‍​‍‌‍ ‌ ​‍‌‍‍‌‌‍‌ ‌‍‍‌‌‍ ‍​‍​‍​ ‍‍​‍​‍‌ ​ ‌‍​‌‌‍ ‍‌‍‍‌‌ ‌​‌ ‍‌​‍ ‍‌‍‍‌‌‍ ​‍​‍​‍ ​​‍​‍‌‍‍​‌ ​‍‌‍‌‌‌‍‌‍​‍​‍​ ‍‍​‍​‍‌‍‍​‌ ‌​‌ ‌​‌ ​​‌ ​ ​ ‍‍​‍ ​‍ ‌‍​ ‌‍‍​‌‍‌‌‌‍ ​‌ ​ ‌‍‌‌‌‍​‌‌ ​​‌‍‍‌‌‍‌‌‌ ​‍‌ ​ ​‍ ‍‌ ​ ‌‍​‌‌‍ ‍‌‍‍‌‌ ‌​‌ ‍‌​‍ ‍‌ ​ ‌ ‌​‌ ‌‌‌‍‌​‌‍‍‌‌‍ ​‍ ‌‍‍‌‌‍ ‍‌ ‌​‌‍‌‌‌‍ ‍‌ ‌​​‍ ‌‍‌‌‌‍‌​‌‍‍‌‌ ‌​​‍ ‌‍ ‌‌‍ ‌‍‌​‌‍‌‌​ ‌‌ ​​‌ ​‍‌‍‌‌‌ ​ ‌‍‌‌‌‍ ‍‌ ‌​‌‍​‌‌ ‌​‌‍‍‌‌‍ ‌‍ ‍​ ‍ ‌‍‍‌‌‍‌​​ ‌‌‍‌‍‌‍ ‌‍ ‌ ‌​‌‍‌‌‌ ​‍​ ‍ ‌ ‌​‌ ‍‌‌ ​​‌‍‌‌​ ‌‌‍‌‍‌‍ ‌‍ ‌ ‌​‌‍‌‌‌ ​‍​ ‍ ‌ ​​‌‍​‌‌ ‌​‌‍‍​​ ‌‌‍​ ‌‍ ‌‍ ​‌ ‌‌‌‍ ‌‌‍ ‍‌ ​ ​‍‌‌​ ‌‌‌​​‍‌‌ ‌‍‍ ‌‍‌‌‌ ‍‌​‍‌‌​ ​ ‌​‌​​‍‌‌​ ​ ‌​‌​​‍‌‌​ ​‍​ ​‍‌‍​ ​ ​ ​ ‌​​ ​​‌‍​ ​ ‌‍‌‍‌​​ ‌​‌‍‌‍‌‍‌‌‌‍‌‌‌‍‌​​‍‌‌​ ​‍​ ​‍​‍‌‌​ ‌‌‌​‌​​‍ ‍‌‍ ​‌‍‍‌‌‍ ‍‌‍‍ ‌ ​ ​‍‌‌​ ‌‌‌​​‍‌‌ ‌‍‍ ‌‍‌‌‌ ‍‌​‍‌‌​ ​ ‌​‌​​‍‌‌​ ​ ‌​‌​​‍‌‌​ ​‍​ ​‍‌‍‌‌‌‍‌‌​ ​‌‌‍​ ‌‍​ ​ ​​‌‍‌​‌‍‌‌‌‍​‍‌‍​‌​ ‍​‌‍‌‌‌‍​‍‌‍​‍‌‍‌‍​ ‍​‌‍‌‍‌‍‌​​ ​‌‌‍‌‌​ ​​​ ​ ​ ​​​ ‌‌​ ‍‌​ ​ ​ ‍‌​ ‌ ‌‍​‌​ ‍‌‌‍‌​​ ​​​‍‌‌​ ​‍​ ​‍​‍‌‌​ ‌‌‌​‌​​‍ ‍‌‍ ‍‌‍​‌‌‍ ‌‌‍‌‌​ ‌‍​‍‌‍​‌‌ ​ ‌‍‌‌‌‌‌‌‌ ​‍‌‍ ​​ ‌‌‍‍​‌ ‌​‌ ‌​‌ ​​‌ ​ ​‍‌‌​ ​ ‌​​‌​‍‌‌​ ​‍‌​‌‍​‍‌‌​ ​‍‌​‌‍‌‍​ ‌‍‍​‌‍‌‌‌‍ ​‌ ​ ‌‍‌‌‌‍​‌‌ ​​‌‍‍‌‌‍‌‌‌ ​‍‌ ​ ​‍ ‍‌ ​ ‌‍​‌‌‍ ‍‌‍‍‌‌ ‌​‌ ‍‌​‍ ‍‌ ​ ‌ ‌​‌ ‌‌‌‍‌​‌‍‍‌‌‍ ​‍‌‍‌‍‍‌‌‍‌​​ ‌‌‍‌‍‌‍ ‌‍ ‌ ‌​‌‍‌‌‌ ​‍​‍‌‍‌ ‌​‌ ‍‌‌ ​​‌‍‌‌​ ‌‌‍‌‍‌‍ ‌‍ ‌ ‌​‌‍‌‌‌ ​‍​‍‌‍‌ ​​‌‍​‌‌ ‌​‌‍‍​​ ‌‌‍​ ‌‍ ‌‍ ​‌ ‌‌‌‍ ‌‌‍ ‍‌ ​ ​‍‌‌​ ‌‌‌​​‍‌‌ ‌‍‍ ‌‍‌‌‌ ‍‌​‍‌‌​ ​ ‌​‌​​‍‌‌​ ​ ‌​‌​​‍‌‌​ ​‍​ ​‍‌‍​ ​ ​ ​ ‌​​ ​​‌‍​ ​ ‌‍‌‍‌​​ ‌​‌‍‌‍‌‍‌‌‌‍‌‌‌‍‌​​‍‌‌​ ​‍​ ​‍​‍‌‌​ ‌‌‌​‌​​‍ ‍‌‍ ​‌‍‍‌‌‍ ‍‌‍‍ ‌ ​ ​‍‌‌​ ‌‌‌​​‍‌‌ ‌‍‍ ‌‍‌‌‌ ‍‌​‍‌‌​ ​ ‌​‌​​‍‌‌​ ​ ‌​‌​​‍‌‌​ ​‍​ ​‍‌‍‌‌‌‍‌‌​ ​‌‌‍​ ‌‍​ ​ ​​‌‍‌​‌‍‌‌‌‍​‍‌‍​‌​ ‍​‌‍‌‌‌‍​‍‌‍​‍‌‍‌‍​ ‍​‌‍‌‍‌‍‌​​ ​‌‌‍‌‌​ ​​​ ​ ​ ​​​ ‌‌​ ‍‌​ ​ ​ ‍‌​ ‌ ‌‍​‌​ ‍‌‌‍‌​​ ​​​‍‌‌​ ​‍​ ​‍​‍‌‌​ ‌‌‌​‌​​‍ ‍‌‍ ‍‌‍​‌‌‍ ‌‌‍‌‌​‍‌‍‌ ​​‌‍‌‌‌ ​‍‌ ​ ‌ ​​‌‍‌‌‌‍​ ‌ ‌​‌‍‍‌‌ ‌‍‌‍‌‌​ ‌‌ ​​‌ ‌‌‌‍​‍‌‍ ​‌‍‍‌‌ ​ ‌‍‍​‌‍‌‌‌‍‌​​‍​‍‌ ‌
Careers at Chelsea Piers​​​​‌ ‍ ​‍​‍‌‍ ‌ ​‍‌‍‍‌‌‍‌ ‌‍‍‌‌‍ ‍​‍​‍​ ‍‍​‍​‍‌ ​ ‌‍​‌‌‍ ‍‌‍‍‌‌ ‌​‌ ‍‌​‍ ‍‌‍‍‌‌‍ ​‍​‍​‍ ​​‍​‍‌‍‍​‌ ​‍‌‍‌‌‌‍‌‍​‍​‍​ ‍‍​‍​‍‌‍‍​‌ ‌​‌ ‌​‌ ​​‌ ​ ​ ‍‍​‍ ​‍ ‌‍​ ‌‍‍​‌‍‌‌‌‍ ​‌ ​ ‌‍‌‌‌‍​‌‌ ​​‌‍‍‌‌‍‌‌‌ ​‍‌ ​ ​‍ ‍‌ ​ ‌‍​‌‌‍ ‍‌‍‍‌‌ ‌​‌ ‍‌​‍ ‍‌ ​ ‌ ‌​‌ ‌‌‌‍‌​‌‍‍‌‌‍ ​‍ ‌‍‍‌‌‍ ‍‌ ‌​‌‍‌‌‌‍ ‍‌ ‌​​‍ ‌‍‌‌‌‍‌​‌‍‍‌‌ ‌​​‍ ‌‍ ‌‌‍ ‌‍‌​‌‍‌‌​ ‌‌ ​​‌ ​‍‌‍‌‌‌ ​ ‌‍‌‌‌‍ ‍‌ ‌​‌‍​‌‌ ‌​‌‍‍‌‌‍ ‌‍ ‍​ ‍ ‌‍‍‌‌‍‌​​ ‌‌‍‌‍‌‍ ‌‍ ‌ ‌​‌‍‌‌‌ ​‍​ ‍ ‌ ‌​‌ ‍‌‌ ​​‌‍‌‌​ ‌‌‍‌‍‌‍ ‌‍ ‌ ‌​‌‍‌‌‌ ​‍​ ‍ ‌ ​​‌‍​‌‌ ‌​‌‍‍​​ ‌‌‍​ ‌‍ ‌‍ ​‌ ‌‌‌‍ ‌‌‍ ‍‌ ​ ​‍‌‌​ ‌‌‌​​‍‌‌ ‌‍‍ ‌‍‌‌‌ ‍‌​‍‌‌​ ​ ‌​‌​​‍‌‌​ ​ ‌​‌​​‍‌‌​ ​‍​ ​‍‌‍​ ​ ​ ​ ‌​​ ​​‌‍​ ​ ‌‍‌‍‌​​ ‌​‌‍‌‍‌‍‌‌‌‍‌‌‌‍‌​​‍‌‌​ ​‍​ ​‍​‍‌‌​ ‌‌‌​‌​​‍ ‍‌‍ ​‌‍‍‌‌‍ ‍‌‍‍ ‌ ​ ​‍‌‌​ ‌‌‌​​‍‌‌ ‌‍‍ ‌‍‌‌‌ ‍‌​‍‌‌​ ​ ‌​‌​​‍‌‌​ ​ ‌​‌​​‍‌‌​ ​‍​ ​‍​ ‌​​ ‍‌​ ​ ​ ‍​‌‍‌‌​ ​​​ ‍​​ ‌‍‌‍​‌​ ​ ‌‍​‍‌‍​ ​‍‌‌​ ​‍​ ​‍​‍‌‌​ ‌‌‌​‌​​‍ ‍‌‍ ‍‌‍​‌‌‍ ‌‌‍‌‌​ ‌‍​‍‌‍​‌‌ ​ ‌‍‌‌‌‌‌‌‌ ​‍‌‍ ​​ ‌‌‍‍​‌ ‌​‌ ‌​‌ ​​‌ ​ ​‍‌‌​ ​ ‌​​‌​‍‌‌​ ​‍‌​‌‍​‍‌‌​ ​‍‌​‌‍‌‍​ ‌‍‍​‌‍‌‌‌‍ ​‌ ​ ‌‍‌‌‌‍​‌‌ ​​‌‍‍‌‌‍‌‌‌ ​‍‌ ​ ​‍ ‍‌ ​ ‌‍​‌‌‍ ‍‌‍‍‌‌ ‌​‌ ‍‌​‍ ‍‌ ​ ‌ ‌​‌ ‌‌‌‍‌​‌‍‍‌‌‍ ​‍‌‍‌‍‍‌‌‍‌​​ ‌‌‍‌‍‌‍ ‌‍ ‌ ‌​‌‍‌‌‌ ​‍​‍‌‍‌ ‌​‌ ‍‌‌ ​​‌‍‌‌​ ‌‌‍‌‍‌‍ ‌‍ ‌ ‌​‌‍‌‌‌ ​‍​‍‌‍‌ ​​‌‍​‌‌ ‌​‌‍‍​​ ‌‌‍​ ‌‍ ‌‍ ​‌ ‌‌‌‍ ‌‌‍ ‍‌ ​ ​‍‌‌​ ‌‌‌​​‍‌‌ ‌‍‍ ‌‍‌‌‌ ‍‌​‍‌‌​ ​ ‌​‌​​‍‌‌​ ​ ‌​‌​​‍‌‌​ ​‍​ ​‍‌‍​ ​ ​ ​ ‌​​ ​​‌‍​ ​ ‌‍‌‍‌​​ ‌​‌‍‌‍‌‍‌‌‌‍‌‌‌‍‌​​‍‌‌​ ​‍​ ​‍​‍‌‌​ ‌‌‌​‌​​‍ ‍‌‍ ​‌‍‍‌‌‍ ‍‌‍‍ ‌ ​ ​‍‌‌​ ‌‌‌​​‍‌‌ ‌‍‍ ‌‍‌‌‌ ‍‌​‍‌‌​ ​ ‌​‌​​‍‌‌​ ​ ‌​‌​​‍‌‌​ ​‍​ ​‍​ ‌​​ ‍‌​ ​ ​ ‍​‌‍‌‌​ ​​​ ‍​​ ‌‍‌‍​‌​ ​ ‌‍​‍‌‍​ ​‍‌‌​ ​‍​ ​‍​‍‌‌​ ‌‌‌​‌​​‍ ‍‌‍ ‍‌‍​‌‌‍ ‌‌‍‌‌​‍‌‍‌ ​​‌‍‌‌‌ ​‍‌ ​ ‌ ​​‌‍‌‌‌‍​ ‌ ‌​‌‍‍‌‌ ‌‍‌‍‌‌​ ‌‌ ​​‌ ‌‌‌‍​‍‌‍ ​‌‍‍‌‌ ​ ‌‍‍​‌‍‌‌‌‍‌​​‍​‍‌ ‌
Chelsea Piers Foundation​​​​‌ ‍ ​‍​‍‌‍ ‌ ​‍‌‍‍‌‌‍‌ ‌‍‍‌‌‍ ‍​‍​‍​ ‍‍​‍​‍‌ ​ ‌‍​‌‌‍ ‍‌‍‍‌‌ ‌​‌ ‍‌​‍ ‍‌‍‍‌‌‍ ​‍​‍​‍ ​​‍​‍‌‍‍​‌ ​‍‌‍‌‌‌‍‌‍​‍​‍​ ‍‍​‍​‍‌‍‍​‌ ‌​‌ ‌​‌ ​​‌ ​ ​ ‍‍​‍ ​‍ ‌‍​ ‌‍‍​‌‍‌‌‌‍ ​‌ ​ ‌‍‌‌‌‍​‌‌ ​​‌‍‍‌‌‍‌‌‌ ​‍‌ ​ ​‍ ‍‌ ​ ‌‍​‌‌‍ ‍‌‍‍‌‌ ‌​‌ ‍‌​‍ ‍‌ ​ ‌ ‌​‌ ‌‌‌‍‌​‌‍‍‌‌‍ ​‍ ‌‍‍‌‌‍ ‍‌ ‌​‌‍‌‌‌‍ ‍‌ ‌​​‍ ‌‍‌‌‌‍‌​‌‍‍‌‌ ‌​​‍ ‌‍ ‌‌‍ ‌‍‌​‌‍‌‌​ ‌‌ ​​‌ ​‍‌‍‌‌‌ ​ ‌‍‌‌‌‍ ‍‌ ‌​‌‍​‌‌ ‌​‌‍‍‌‌‍ ‌‍ ‍​ ‍ ‌‍‍‌‌‍‌​​ ‌‌‍‌‍‌‍ ‌‍ ‌ ‌​‌‍‌‌‌ ​‍​ ‍ ‌ ‌​‌ ‍‌‌ ​​‌‍‌‌​ ‌‌‍‌‍‌‍ ‌‍ ‌ ‌​‌‍‌‌‌ ​‍​ ‍ ‌ ​​‌‍​‌‌ ‌​‌‍‍​​ ‌‌‍​ ‌‍ ‌‍ ​‌ ‌‌‌‍ ‌‌‍ ‍‌ ​ ​‍‌‌​ ‌‌‌​​‍‌‌ ‌‍‍ ‌‍‌‌‌ ‍‌​‍‌‌​ ​ ‌​‌​​‍‌‌​ ​ ‌​‌​​‍‌‌​ ​‍​ ​‍‌‍​ ​ ​ ​ ‌​​ ​​‌‍​ ​ ‌‍‌‍‌​​ ‌​‌‍‌‍‌‍‌‌‌‍‌‌‌‍‌​​‍‌‌​ ​‍​ ​‍​‍‌‌​ ‌‌‌​‌​​‍ ‍‌‍ ​‌‍‍‌‌‍ ‍‌‍‍ ‌ ​ ​‍‌‌​ ‌‌‌​​‍‌‌ ‌‍‍ ‌‍‌‌‌ ‍‌​‍‌‌​ ​ ‌​‌​​‍‌‌​ ​ ‌​‌​​‍‌‌​ ​‍​ ​‍​ ‌ ​ ‌ ​ ‌​​ ‌ ‌‍‌‍​ ‌ ‌‍‌​​ ‍‌​ ​ ​ ‌ ​ ‌ ‌‍‌‌​‍‌‌​ ​‍​ ​‍​‍‌‌​ ‌‌‌​‌​​‍ ‍‌‍ ‍‌‍​‌‌‍ ‌‌‍‌‌​ ‌‍​‍‌‍​‌‌ ​ ‌‍‌‌‌‌‌‌‌ ​‍‌‍ ​​ ‌‌‍‍​‌ ‌​‌ ‌​‌ ​​‌ ​ ​‍‌‌​ ​ ‌​​‌​‍‌‌​ ​‍‌​‌‍​‍‌‌​ ​‍‌​‌‍‌‍​ ‌‍‍​‌‍‌‌‌‍ ​‌ ​ ‌‍‌‌‌‍​‌‌ ​​‌‍‍‌‌‍‌‌‌ ​‍‌ ​ ​‍ ‍‌ ​ ‌‍​‌‌‍ ‍‌‍‍‌‌ ‌​‌ ‍‌​‍ ‍‌ ​ ‌ ‌​‌ ‌‌‌‍‌​‌‍‍‌‌‍ ​‍‌‍‌‍‍‌‌‍‌​​ ‌‌‍‌‍‌‍ ‌‍ ‌ ‌​‌‍‌‌‌ ​‍​‍‌‍‌ ‌​‌ ‍‌‌ ​​‌‍‌‌​ ‌‌‍‌‍‌‍ ‌‍ ‌ ‌​‌‍‌‌‌ ​‍​‍‌‍‌ ​​‌‍​‌‌ ‌​‌‍‍​​ ‌‌‍​ ‌‍ ‌‍ ​‌ ‌‌‌‍ ‌‌‍ ‍‌ ​ ​‍‌‌​ ‌‌‌​​‍‌‌ ‌‍‍ ‌‍‌‌‌ ‍‌​‍‌‌​ ​ ‌​‌​​‍‌‌​ ​ ‌​‌​​‍‌‌​ ​‍​ ​‍‌‍​ ​ ​ ​ ‌​​ ​​‌‍​ ​ ‌‍‌‍‌​​ ‌​‌‍‌‍‌‍‌‌‌‍‌‌‌‍‌​​‍‌‌​ ​‍​ ​‍​‍‌‌​ ‌‌‌​‌​​‍ ‍‌‍ ​‌‍‍‌‌‍ ‍‌‍‍ ‌ ​ ​‍‌‌​ ‌‌‌​​‍‌‌ ‌‍‍ ‌‍‌‌‌ ‍‌​‍‌‌​ ​ ‌​‌​​‍‌‌​ ​ ‌​‌​​‍‌‌​ ​‍​ ​‍​ ‌ ​ ‌ ​ ‌​​ ‌ ‌‍‌‍​ ‌ ‌‍‌​​ ‍‌​ ​ ​ ‌ ​ ‌ ‌‍‌‌​‍‌‌​ ​‍​ ​‍​‍‌‌​ ‌‌‌​‌​​‍ ‍‌‍ ‍‌‍​‌‌‍ ‌‌‍‌‌​‍‌‍‌ ​​‌‍‌‌‌ ​‍‌ ​ ‌ ​​‌‍‌‌‌‍​ ‌ ‌​‌‍‍‌‌ ‌‍‌‍‌‌​ ‌‌ ​​‌ ‌‌‌‍​‍‌‍ ​‌‍‍‌‌ ​ ‌‍‍​‌‍‌‌‌‍‌​​‍​‍‌ ‌
Gift Cards​​​​‌ ‍ ​‍​‍‌‍ ‌ ​‍‌‍‍‌‌‍‌ ‌‍‍‌‌‍ ‍​‍​‍​ ‍‍​‍​‍‌ ​ ‌‍​‌‌‍ ‍‌‍‍‌‌ ‌​‌ ‍‌​‍ ‍‌‍‍‌‌‍ ​‍​‍​‍ ​​‍​‍‌‍‍​‌ ​‍‌‍‌‌‌‍‌‍​‍​‍​ ‍‍​‍​‍‌‍‍​‌ ‌​‌ ‌​‌ ​​‌ ​ ​ ‍‍​‍ ​‍ ‌‍​ ‌‍‍​‌‍‌‌‌‍ ​‌ ​ ‌‍‌‌‌‍​‌‌ ​​‌‍‍‌‌‍‌‌‌ ​‍‌ ​ ​‍ ‍‌ ​ ‌‍​‌‌‍ ‍‌‍‍‌‌ ‌​‌ ‍‌​‍ ‍‌ ​ ‌ ‌​‌ ‌‌‌‍‌​‌‍‍‌‌‍ ​‍ ‌‍‍‌‌‍ ‍‌ ‌​‌‍‌‌‌‍ ‍‌ ‌​​‍ ‌‍‌‌‌‍‌​‌‍‍‌‌ ‌​​‍ ‌‍ ‌‌‍ ‌‍‌​‌‍‌‌​ ‌‌ ​​‌ ​‍‌‍‌‌‌ ​ ‌‍‌‌‌‍ ‍‌ ‌​‌‍​‌‌ ‌​‌‍‍‌‌‍ ‌‍ ‍​ ‍ ‌‍‍‌‌‍‌​​ ‌‌‍‌‍‌‍ ‌‍ ‌ ‌​‌‍‌‌‌ ​‍​ ‍ ‌ ‌​‌ ‍‌‌ ​​‌‍‌‌​ ‌‌‍‌‍‌‍ ‌‍ ‌ ‌​‌‍‌‌‌ ​‍​ ‍ ‌ ​​‌‍​‌‌ ‌​‌‍‍​​ ‌‌‍​ ‌‍ ‌‍ ​‌ ‌‌‌‍ ‌‌‍ ‍‌ ​ ​‍‌‌​ ‌‌‌​​‍‌‌ ‌‍‍ ‌‍‌‌‌ ‍‌​‍‌‌​ ​ ‌​‌​​‍‌‌​ ​ ‌​‌​​‍‌‌​ ​‍​ ​‍‌‍​ ​ ​ ​ ‌​​ ​​‌‍​ ​ ‌‍‌‍‌​​ ‌​‌‍‌‍‌‍‌‌‌‍‌‌‌‍‌​​‍‌‌​ ​‍​ ​‍​‍‌‌​ ‌‌‌​‌​​‍ ‍‌‍ ​‌‍‍‌‌‍ ‍‌‍‍ ‌ ​ ​‍‌‌​ ‌‌‌​​‍‌‌ ‌‍‍ ‌‍‌‌‌ ‍‌​‍‌‌​ ​ ‌​‌​​‍‌‌​ ​ ‌​‌​​‍‌‌​ ​‍​ ​‍‌‍‌​​ ‍​‌‍​ ‌‍​‌​ ‌​​ ‍‌​ ​‌‌‍‌‍​ ‍​​ ​ ​ ​ ​ ​​​‍‌‌​ ​‍​ ​‍​‍‌‌​ ‌‌‌​‌​​‍ ‍‌‍ ‍‌‍​‌‌‍ ‌‌‍‌‌​ ‌‍​‍‌‍​‌‌ ​ ‌‍‌‌‌‌‌‌‌ ​‍‌‍ ​​ ‌‌‍‍​‌ ‌​‌ ‌​‌ ​​‌ ​ ​‍‌‌​ ​ ‌​​‌​‍‌‌​ ​‍‌​‌‍​‍‌‌​ ​‍‌​‌‍‌‍​ ‌‍‍​‌‍‌‌‌‍ ​‌ ​ ‌‍‌‌‌‍​‌‌ ​​‌‍‍‌‌‍‌‌‌ ​‍‌ ​ ​‍ ‍‌ ​ ‌‍​‌‌‍ ‍‌‍‍‌‌ ‌​‌ ‍‌​‍ ‍‌ ​ ‌ ‌​‌ ‌‌‌‍‌​‌‍‍‌‌‍ ​‍‌‍‌‍‍‌‌‍‌​​ ‌‌‍‌‍‌‍ ‌‍ ‌ ‌​‌‍‌‌‌ ​‍​‍‌‍‌ ‌​‌ ‍‌‌ ​​‌‍‌‌​ ‌‌‍‌‍‌‍ ‌‍ ‌ ‌​‌‍‌‌‌ ​‍​‍‌‍‌ ​​‌‍​‌‌ ‌​‌‍‍​​ ‌‌‍​ ‌‍ ‌‍ ​‌ ‌‌‌‍ ‌‌‍ ‍‌ ​ ​‍‌‌​ ‌‌‌​​‍‌‌ ‌‍‍ ‌‍‌‌‌ ‍‌​‍‌‌​ ​ ‌​‌​​‍‌‌​ ​ ‌​‌​​‍‌‌​ ​‍​ ​‍‌‍​ ​ ​ ​ ‌​​ ​​‌‍​ ​ ‌‍‌‍‌​​ ‌​‌‍‌‍‌‍‌‌‌‍‌‌‌‍‌​​‍‌‌​ ​‍​ ​‍​‍‌‌​ ‌‌‌​‌​​‍ ‍‌‍ ​‌‍‍‌‌‍ ‍‌‍‍ ‌ ​ ​‍‌‌​ ‌‌‌​​‍‌‌ ‌‍‍ ‌‍‌‌‌ ‍‌​‍‌‌​ ​ ‌​‌​​‍‌‌​ ​ ‌​‌​​‍‌‌​ ​‍​ ​‍‌‍‌​​ ‍​‌‍​ ‌‍​‌​ ‌​​ ‍‌​ ​‌‌‍‌‍​ ‍​​ ​ ​ ​ ​ ​​​‍‌‌​ ​‍​ ​‍​‍‌‌​ ‌‌‌​‌​​‍ ‍‌‍ ‍‌‍​‌‌‍ ‌‌‍‌‌​‍‌‍‌ ​​‌‍‌‌‌ ​‍‌ ​ ‌ ​​‌‍‌‌‌‍​ ‌ ‌​‌‍‍‌‌ ‌‍‌‍‌‌​ ‌‌ ​​‌ ‌‌‌‍​‍‌‍ ​‌‍‍‌‌ ​ ‌‍‍​‌‍‌‌‌‍‌​​‍​‍‌ ‌
More​​​​‌ ‍ ​‍​‍‌‍ ‌ ​‍‌‍‍‌‌‍‌ ‌‍‍‌‌‍ ‍​‍​‍​ ‍‍​‍​‍‌ ​ ‌‍​‌‌‍ ‍‌‍‍‌‌ ‌​‌ ‍‌​‍ ‍‌‍‍‌‌‍ ​‍​‍​‍ ​​‍​‍‌‍‍​‌ ​‍‌‍‌‌‌‍‌‍​‍​‍​ ‍‍​‍​‍‌‍‍​‌ ‌​‌ ‌​‌ ​​‌ ​ ​ ‍‍​‍ ​‍ ‌‍​ ‌‍‍​‌‍‌‌‌‍ ​‌ ​ ‌‍‌‌‌‍​‌‌ ​​‌‍‍‌‌‍‌‌‌ ​‍‌ ​ ​‍ ‍‌ ​ ‌‍​‌‌‍ ‍‌‍‍‌‌ ‌​‌ ‍‌​‍ ‍‌ ​ ‌ ‌​‌ ‌‌‌‍‌​‌‍‍‌‌‍ ​‍ ‌‍‍‌‌‍ ‍‌ ‌​‌‍‌‌‌‍ ‍‌ ‌​​‍ ‌‍‌‌‌‍‌​‌‍‍‌‌ ‌​​‍ ‌‍ ‌‌‍ ‌‍‌​‌‍‌‌​ ‌‌ ​​‌ ​‍‌‍‌‌‌ ​ ‌‍‌‌‌‍ ‍‌ ‌​‌‍​‌‌ ‌​‌‍‍‌‌‍ ‌‍ ‍​ ‍ ‌‍‍‌‌‍‌​​ ‌‌‍‌‍‌‍ ‌‍ ‌ ‌​‌‍‌‌‌ ​‍​ ‍ ‌ ‌​‌ ‍‌‌ ​​‌‍‌‌​ ‌‌‍‌‍‌‍ ‌‍ ‌ ‌​‌‍‌‌‌ ​‍​ ‍ ‌ ​​‌‍​‌‌ ‌​‌‍‍​​ ‌‌‍​ ‌‍ ‌‍ ​‌ ‌‌‌‍ ‌‌‍ ‍‌ ​ ​‍‌‌​ ‌‌‌​​‍‌‌ ‌‍‍ ‌‍‌‌‌ ‍‌​‍‌‌​ ​ ‌​‌​​‍‌‌​ ​ ‌​‌​​‍‌‌​ ​‍​ ​‍​ ‌‌​ ​ ​ ‌‌​ ‍‌‌‍​ ​ ​‍‌‍‌​​ ‍​‌‍​‌​ ‍​​ ​ ​ ​ ​‍‌‌​ ​‍​ ​‍​‍‌‌​ ‌‌‌​‌​​‍ ‍‌ ‌​‌‍‍‌‌ ‌​‌‍ ​‌‍‌‌​ ‌‍​‍‌‍​‌‌ ​ ‌‍‌‌‌‌‌‌‌ ​‍‌‍ ​​ ‌‌‍‍​‌ ‌​‌ ‌​‌ ​​‌ ​ ​‍‌‌​ ​ ‌​​‌​‍‌‌​ ​‍‌​‌‍​‍‌‌​ ​‍‌​‌‍‌‍​ ‌‍‍​‌‍‌‌‌‍ ​‌ ​ ‌‍‌‌‌‍​‌‌ ​​‌‍‍‌‌‍‌‌‌ ​‍‌ ​ ​‍ ‍‌ ​ ‌‍​‌‌‍ ‍‌‍‍‌‌ ‌​‌ ‍‌​‍ ‍‌ ​ ‌ ‌​‌ ‌‌‌‍‌​‌‍‍‌‌‍ ​‍‌‍‌‍‍‌‌‍‌​​ ‌‌‍‌‍‌‍ ‌‍ ‌ ‌​‌‍‌‌‌ ​‍​‍‌‍‌ ‌​‌ ‍‌‌ ​​‌‍‌‌​ ‌‌‍‌‍‌‍ ‌‍ ‌ ‌​‌‍‌‌‌ ​‍​‍‌‍‌ ​​‌‍​‌‌ ‌​‌‍‍​​ ‌‌‍​ ‌‍ ‌‍ ​‌ ‌‌‌‍ ‌‌‍ ‍‌ ​ ​‍‌‌​ ‌‌‌​​‍‌‌ ‌‍‍ ‌‍‌‌‌ ‍‌​‍‌‌​ ​ ‌​‌​​‍‌‌​ ​ ‌​‌​​‍‌‌​ ​‍​ ​‍​ ‌‌​ ​ ​ ‌‌​ ‍‌‌‍​ ​ ​‍‌‍‌​​ ‍​‌‍​‌​ ‍​​ ​ ​ ​ ​‍‌‌​ ​‍​ ​‍​‍‌‌​ ‌‌‌​‌​​‍ ‍‌ ‌​‌‍‍‌‌ ‌​‌‍ ​‌‍‌‌​‍‌‍‌ ​​‌‍‌‌‌ ​‍‌ ​ ‌ ​​‌‍‌‌‌‍​ ‌ ‌​‌‍‍‌‌ ‌‍‌‍‌‌​ ‌‌ ​​‌ ‌‌‌‍​‍‌‍ ​‌‍‍‌‌ ​ ‌‍‍​‌‍‌‌‌‍‌​​‍​‍‌ ‌
Summer Camps​​​​‌ ‍ ​‍​‍‌‍ ‌ ​‍‌‍‍‌‌‍‌ ‌‍‍‌‌‍ ‍​‍​‍​ ‍‍​‍​‍‌ ​ ‌‍​‌‌‍ ‍‌‍‍‌‌ ‌​‌ ‍‌​‍ ‍‌‍‍‌‌‍ ​‍​‍​‍ ​​‍​‍‌‍‍​‌ ​‍‌‍‌‌‌‍‌‍​‍​‍​ ‍‍​‍​‍‌‍‍​‌ ‌​‌ ‌​‌ ​​‌ ​ ​ ‍‍​‍ ​‍ ‌‍​ ‌‍‍​‌‍‌‌‌‍ ​‌ ​ ‌‍‌‌‌‍​‌‌ ​​‌‍‍‌‌‍‌‌‌ ​‍‌ ​ ​‍ ‍‌ ​ ‌‍​‌‌‍ ‍‌‍‍‌‌ ‌​‌ ‍‌​‍ ‍‌ ​ ‌ ‌​‌ ‌‌‌‍‌​‌‍‍‌‌‍ ​‍ ‌‍‍‌‌‍ ‍‌ ‌​‌‍‌‌‌‍ ‍‌ ‌​​‍ ‌‍‌‌‌‍‌​‌‍‍‌‌ ‌​​‍ ‌‍ ‌‌‍ ‌‍‌​‌‍‌‌​ ‌‌ ​​‌ ​‍‌‍‌‌‌ ​ ‌‍‌‌‌‍ ‍‌ ‌​‌‍​‌‌ ‌​‌‍‍‌‌‍ ‌‍ ‍​ ‍ ‌‍‍‌‌‍‌​​ ‌‌‍‌‍‌‍ ‌‍ ‌ ‌​‌‍‌‌‌ ​‍​ ‍ ‌ ‌​‌ ‍‌‌ ​​‌‍‌‌​ ‌‌‍‌‍‌‍ ‌‍ ‌ ‌​‌‍‌‌‌ ​‍​ ‍ ‌ ​​‌‍​‌‌ ‌​‌‍‍​​ ‌‌‍​ ‌‍ ‌‍ ​‌ ‌‌‌‍ ‌‌‍ ‍‌ ​ ​‍‌‌​ ‌‌‌​​‍‌‌ ‌‍‍ ‌‍‌‌‌ ‍‌​‍‌‌​ ​ ‌​‌​​‍‌‌​ ​ ‌​‌​​‍‌‌​ ​‍​ ​‍​ ‌‌​ ​ ​ ‌‌​ ‍‌‌‍​ ​ ​‍‌‍‌​​ ‍​‌‍​‌​ ‍​​ ​ ​ ​ ​‍‌‌​ ​‍​ ​‍​‍‌‌​ ‌‌‌​‌​​‍ ‍‌‍ ​‌‍‍‌‌‍ ‍‌‍‍ ‌ ​ ​‍‌‌​ ‌‌‌​​‍‌‌ ‌‍‍ ‌‍‌‌‌ ‍‌​‍‌‌​ ​ ‌​‌​​‍‌‌​ ​ ‌​‌​​‍‌‌​ ​‍​ ​‍‌‍​ ​ ‌​‌‍​ ‌‍​‌‌‍​ ​ ​​‌‍​‌​ ‌​​ ‌ ​ ‍‌​ ‌‍‌‍‌​​‍‌‌​ ​‍​ ​‍​‍‌‌​ ‌‌‌​‌​​‍ ‍‌‍ ‍‌‍​‌‌‍ ‌‌‍‌‌​ ‌‍​‍‌‍​‌‌ ​ ‌‍‌‌‌‌‌‌‌ ​‍‌‍ ​​ ‌‌‍‍​‌ ‌​‌ ‌​‌ ​​‌ ​ ​‍‌‌​ ​ ‌​​‌​‍‌‌​ ​‍‌​‌‍​‍‌‌​ ​‍‌​‌‍‌‍​ ‌‍‍​‌‍‌‌‌‍ ​‌ ​ ‌‍‌‌‌‍​‌‌ ​​‌‍‍‌‌‍‌‌‌ ​‍‌ ​ ​‍ ‍‌ ​ ‌‍​‌‌‍ ‍‌‍‍‌‌ ‌​‌ ‍‌​‍ ‍‌ ​ ‌ ‌​‌ ‌‌‌‍‌​‌‍‍‌‌‍ ​‍‌‍‌‍‍‌‌‍‌​​ ‌‌‍‌‍‌‍ ‌‍ ‌ ‌​‌‍‌‌‌ ​‍​‍‌‍‌ ‌​‌ ‍‌‌ ​​‌‍‌‌​ ‌‌‍‌‍‌‍ ‌‍ ‌ ‌​‌‍‌‌‌ ​‍​‍‌‍‌ ​​‌‍​‌‌ ‌​‌‍‍​​ ‌‌‍​ ‌‍ ‌‍ ​‌ ‌‌‌‍ ‌‌‍ ‍‌ ​ ​‍‌‌​ ‌‌‌​​‍‌‌ ‌‍‍ ‌‍‌‌‌ ‍‌​‍‌‌​ ​ ‌​‌​​‍‌‌​ ​ ‌​‌​​‍‌‌​ ​‍​ ​‍​ ‌‌​ ​ ​ ‌‌​ ‍‌‌‍​ ​ ​‍‌‍‌​​ ‍​‌‍​‌​ ‍​​ ​ ​ ​ ​‍‌‌​ ​‍​ ​‍​‍‌‌​ ‌‌‌​‌​​‍ ‍‌‍ ​‌‍‍‌‌‍ ‍‌‍‍ ‌ ​ ​‍‌‌​ ‌‌‌​​‍‌‌ ‌‍‍ ‌‍‌‌‌ ‍‌​‍‌‌​ ​ ‌​‌​​‍‌‌​ ​ ‌​‌​​‍‌‌​ ​‍​ ​‍‌‍​ ​ ‌​‌‍​ ‌‍​‌‌‍​ ​ ​​‌‍​‌​ ‌​​ ‌ ​ ‍‌​ ‌‍‌‍‌​​‍‌‌​ ​‍​ ​‍​‍‌‌​ ‌‌‌​‌​​‍ ‍‌‍ ‍‌‍​‌‌‍ ‌‌‍‌‌​‍‌‍‌ ​​‌‍‌‌‌ ​‍‌ ​ ‌ ​​‌‍‌‌‌‍​ ‌ ‌​‌‍‍‌‌ ‌‍‌‍‌‌​ ‌‌ ​​‌ ‌‌‌‍​‍‌‍ ​‌‍‍‌‌ ​ ‌‍‍​‌‍‌‌‌‍‌​​‍​‍‌ ‌
Daycare + Preschool​​​​‌ ‍ ​‍​‍‌‍ ‌ ​‍‌‍‍‌‌‍‌ ‌‍‍‌‌‍ ‍​‍​‍​ ‍‍​‍​‍‌ ​ ‌‍​‌‌‍ ‍‌‍‍‌‌ ‌​‌ ‍‌​‍ ‍‌‍‍‌‌‍ ​‍​‍​‍ ​​‍​‍‌‍‍​‌ ​‍‌‍‌‌‌‍‌‍​‍​‍​ ‍‍​‍​‍‌‍‍​‌ ‌​‌ ‌​‌ ​​‌ ​ ​ ‍‍​‍ ​‍ ‌‍​ ‌‍‍​‌‍‌‌‌‍ ​‌ ​ ‌‍‌‌‌‍​‌‌ ​​‌‍‍‌‌‍‌‌‌ ​‍‌ ​ ​‍ ‍‌ ​ ‌‍​‌‌‍ ‍‌‍‍‌‌ ‌​‌ ‍‌​‍ ‍‌ ​ ‌ ‌​‌ ‌‌‌‍‌​‌‍‍‌‌‍ ​‍ ‌‍‍‌‌‍ ‍‌ ‌​‌‍‌‌‌‍ ‍‌ ‌​​‍ ‌‍‌‌‌‍‌​‌‍‍‌‌ ‌​​‍ ‌‍ ‌‌‍ ‌‍‌​‌‍‌‌​ ‌‌ ​​‌ ​‍‌‍‌‌‌ ​ ‌‍‌‌‌‍ ‍‌ ‌​‌‍​‌‌ ‌​‌‍‍‌‌‍ ‌‍ ‍​ ‍ ‌‍‍‌‌‍‌​​ ‌‌‍‌‍‌‍ ‌‍ ‌ ‌​‌‍‌‌‌ ​‍​ ‍ ‌ ‌​‌ ‍‌‌ ​​‌‍‌‌​ ‌‌‍‌‍‌‍ ‌‍ ‌ ‌​‌‍‌‌‌ ​‍​ ‍ ‌ ​​‌‍​‌‌ ‌​‌‍‍​​ ‌‌‍​ ‌‍ ‌‍ ​‌ ‌‌‌‍ ‌‌‍ ‍‌ ​ ​‍‌‌​ ‌‌‌​​‍‌‌ ‌‍‍ ‌‍‌‌‌ ‍‌​‍‌‌​ ​ ‌​‌​​‍‌‌​ ​ ‌​‌​​‍‌‌​ ​‍​ ​‍​ ‌‌​ ​ ​ ‌‌​ ‍‌‌‍​ ​ ​‍‌‍‌​​ ‍​‌‍​‌​ ‍​​ ​ ​ ​ ​‍‌‌​ ​‍​ ​‍​‍‌‌​ ‌‌‌​‌​​‍ ‍‌‍ ​‌‍‍‌‌‍ ‍‌‍‍ ‌ ​ ​‍‌‌​ ‌‌‌​​‍‌‌ ‌‍‍ ‌‍‌‌‌ ‍‌​‍‌‌​ ​ ‌​‌​​‍‌‌​ ​ ‌​‌​​‍‌‌​ ​‍​ ​‍​ ​ ​ ​‌​ ‍​​ ​ ​ ​ ​ ​‍​ ​ ‌‍​‌​ ‌‍​ ‌‍​ ‌‍‌‍​‌​‍‌‌​ ​‍​ ​‍​‍‌‌​ ‌‌‌​‌​​‍ ‍‌‍ ‍‌‍​‌‌‍ ‌‌‍‌‌​ ‌‍​‍‌‍​‌‌ ​ ‌‍‌‌‌‌‌‌‌ ​‍‌‍ ​​ ‌‌‍‍​‌ ‌​‌ ‌​‌ ​​‌ ​ ​‍‌‌​ ​ ‌​​‌​‍‌‌​ ​‍‌​‌‍​‍‌‌​ ​‍‌​‌‍‌‍​ ‌‍‍​‌‍‌‌‌‍ ​‌ ​ ‌‍‌‌‌‍​‌‌ ​​‌‍‍‌‌‍‌‌‌ ​‍‌ ​ ​‍ ‍‌ ​ ‌‍​‌‌‍ ‍‌‍‍‌‌ ‌​‌ ‍‌​‍ ‍‌ ​ ‌ ‌​‌ ‌‌‌‍‌​‌‍‍‌‌‍ ​‍‌‍‌‍‍‌‌‍‌​​ ‌‌‍‌‍‌‍ ‌‍ ‌ ‌​‌‍‌‌‌ ​‍​‍‌‍‌ ‌​‌ ‍‌‌ ​​‌‍‌‌​ ‌‌‍‌‍‌‍ ‌‍ ‌ ‌​‌‍‌‌‌ ​‍​‍‌‍‌ ​​‌‍​‌‌ ‌​‌‍‍​​ ‌‌‍​ ‌‍ ‌‍ ​‌ ‌‌‌‍ ‌‌‍ ‍‌ ​ ​‍‌‌​ ‌‌‌​​‍‌‌ ‌‍‍ ‌‍‌‌‌ ‍‌​‍‌‌​ ​ ‌​‌​​‍‌‌​ ​ ‌​‌​​‍‌‌​ ​‍​ ​‍​ ‌‌​ ​ ​ ‌‌​ ‍‌‌‍​ ​ ​‍‌‍‌​​ ‍​‌‍​‌​ ‍​​ ​ ​ ​ ​‍‌‌​ ​‍​ ​‍​‍‌‌​ ‌‌‌​‌​​‍ ‍‌‍ ​‌‍‍‌‌‍ ‍‌‍‍ ‌ ​ ​‍‌‌​ ‌‌‌​​‍‌‌ ‌‍‍ ‌‍‌‌‌ ‍‌​‍‌‌​ ​ ‌​‌​​‍‌‌​ ​ ‌​‌​​‍‌‌​ ​‍​ ​‍​ ​ ​ ​‌​ ‍​​ ​ ​ ​ ​ ​‍​ ​ ‌‍​‌​ ‌‍​ ‌‍​ ‌‍‌‍​‌​‍‌‌​ ​‍​ ​‍​‍‌‌​ ‌‌‌​‌​​‍ ‍‌‍ ‍‌‍​‌‌‍ ‌‌‍‌‌​‍‌‍‌ ​​‌‍‌‌‌ ​‍‌ ​ ‌ ​​‌‍‌‌‌‍​ ‌ ‌​‌‍‍‌‌ ‌‍‌‍‌‌​ ‌‌ ​​‌ ‌‌‌‍​‍‌‍ ​‌‍‍‌‌ ​ ‌‍‍​‌‍‌‌‌‍‌​​‍​‍‌ ‌
Parking​​​​‌ ‍ ​‍​‍‌‍ ‌ ​‍‌‍‍‌‌‍‌ ‌‍‍‌‌‍ ‍​‍​‍​ ‍‍​‍​‍‌ ​ ‌‍​‌‌‍ ‍‌‍‍‌‌ ‌​‌ ‍‌​‍ ‍‌‍‍‌‌‍ ​‍​‍​‍ ​​‍​‍‌‍‍​‌ ​‍‌‍‌‌‌‍‌‍​‍​‍​ ‍‍​‍​‍‌‍‍​‌ ‌​‌ ‌​‌ ​​‌ ​ ​ ‍‍​‍ ​‍ ‌‍​ ‌‍‍​‌‍‌‌‌‍ ​‌ ​ ‌‍‌‌‌‍​‌‌ ​​‌‍‍‌‌‍‌‌‌ ​‍‌ ​ ​‍ ‍‌ ​ ‌‍​‌‌‍ ‍‌‍‍‌‌ ‌​‌ ‍‌​‍ ‍‌ ​ ‌ ‌​‌ ‌‌‌‍‌​‌‍‍‌‌‍ ​‍ ‌‍‍‌‌‍ ‍‌ ‌​‌‍‌‌‌‍ ‍‌ ‌​​‍ ‌‍‌‌‌‍‌​‌‍‍‌‌ ‌​​‍ ‌‍ ‌‌‍ ‌‍‌​‌‍‌‌​ ‌‌ ​​‌ ​‍‌‍‌‌‌ ​ ‌‍‌‌‌‍ ‍‌ ‌​‌‍​‌‌ ‌​‌‍‍‌‌‍ ‌‍ ‍​ ‍ ‌‍‍‌‌‍‌​​ ‌‌‍‌‍‌‍ ‌‍ ‌ ‌​‌‍‌‌‌ ​‍​ ‍ ‌ ‌​‌ ‍‌‌ ​​‌‍‌‌​ ‌‌‍‌‍‌‍ ‌‍ ‌ ‌​‌‍‌‌‌ ​‍​ ‍ ‌ ​​‌‍​‌‌ ‌​‌‍‍​​ ‌‌‍​ ‌‍ ‌‍ ​‌ ‌‌‌‍ ‌‌‍ ‍‌ ​ ​‍‌‌​ ‌‌‌​​‍‌‌ ‌‍‍ ‌‍‌‌‌ ‍‌​‍‌‌​ ​ ‌​‌​​‍‌‌​ ​ ‌​‌​​‍‌‌​ ​‍​ ​‍​ ‌‌​ ​ ​ ‌‌​ ‍‌‌‍​ ​ ​‍‌‍‌​​ ‍​‌‍​‌​ ‍​​ ​ ​ ​ ​‍‌‌​ ​‍​ ​‍​‍‌‌​ ‌‌‌​‌​​‍ ‍‌‍ ​‌‍‍‌‌‍ ‍‌‍‍ ‌ ​ ​‍‌‌​ ‌‌‌​​‍‌‌ ‌‍‍ ‌‍‌‌‌ ‍‌​‍‌‌​ ​ ‌​‌​​‍‌‌​ ​ ‌​‌​​‍‌‌​ ​‍​ ​‍‌‍​‍​ ​​‌‍‌‍​ ‌‍‌‍‌‍​ ​‌‌‍‌‌‌‍‌‍​ ‌ ​ ​‌‌‍‌‍‌‍‌​​‍‌‌​ ​‍​ ​‍​‍‌‌​ ‌‌‌​‌​​‍ ‍‌‍ ‍‌‍​‌‌‍ ‌‌‍‌‌​ ‌‍​‍‌‍​‌‌ ​ ‌‍‌‌‌‌‌‌‌ ​‍‌‍ ​​ ‌‌‍‍​‌ ‌​‌ ‌​‌ ​​‌ ​ ​‍‌‌​ ​ ‌​​‌​‍‌‌​ ​‍‌​‌‍​‍‌‌​ ​‍‌​‌‍‌‍​ ‌‍‍​‌‍‌‌‌‍ ​‌ ​ ‌‍‌‌‌‍​‌‌ ​​‌‍‍‌‌‍‌‌‌ ​‍‌ ​ ​‍ ‍‌ ​ ‌‍​‌‌‍ ‍‌‍‍‌‌ ‌​‌ ‍‌​‍ ‍‌ ​ ‌ ‌​‌ ‌‌‌‍‌​‌‍‍‌‌‍ ​‍‌‍‌‍‍‌‌‍‌​​ ‌‌‍‌‍‌‍ ‌‍ ‌ ‌​‌‍‌‌‌ ​‍​‍‌‍‌ ‌​‌ ‍‌‌ ​​‌‍‌‌​ ‌‌‍‌‍‌‍ ‌‍ ‌ ‌​‌‍‌‌‌ ​‍​‍‌‍‌ ​​‌‍​‌‌ ‌​‌‍‍​​ ‌‌‍​ ‌‍ ‌‍ ​‌ ‌‌‌‍ ‌‌‍ ‍‌ ​ ​‍‌‌​ ‌‌‌​​‍‌‌ ‌‍‍ ‌‍‌‌‌ ‍‌​‍‌‌​ ​ ‌​‌​​‍‌‌​ ​ ‌​‌​​‍‌‌​ ​‍​ ​‍​ ‌‌​ ​ ​ ‌‌​ ‍‌‌‍​ ​ ​‍‌‍‌​​ ‍​‌‍​‌​ ‍​​ ​ ​ ​ ​‍‌‌​ ​‍​ ​‍​‍‌‌​ ‌‌‌​‌​​‍ ‍‌‍ ​‌‍‍‌‌‍ ‍‌‍‍ ‌ ​ ​‍‌‌​ ‌‌‌​​‍‌‌ ‌‍‍ ‌‍‌‌‌ ‍‌​‍‌‌​ ​ ‌​‌​​‍‌‌​ ​ ‌​‌​​‍‌‌​ ​‍​ ​‍‌‍​‍​ ​​‌‍‌‍​ ‌‍‌‍‌‍​ ​‌‌‍‌‌‌‍‌‍​ ‌ ​ ​‌‌‍‌‍‌‍‌​​‍‌‌​ ​‍​ ​‍​‍‌‌​ ‌‌‌​‌​​‍ ‍‌‍ ‍‌‍​‌‌‍ ‌‌‍‌‌​‍‌‍‌ ​​‌‍‌‌‌ ​‍‌ ​ ‌ ​​‌‍‌‌‌‍​ ‌ ‌​‌‍‍‌‌ ‌‍‌‍‌‌​ ‌‌ ​​‌ ‌‌‌‍​‍‌‍ ​‌‍‍‌‌ ​ ‌‍‍​‌‍‌‌‌‍‌​​‍​‍‌ ‌
Dining​​​​‌ ‍ ​‍​‍‌‍ ‌ ​‍‌‍‍‌‌‍‌ ‌‍‍‌‌‍ ‍​‍​‍​ ‍‍​‍​‍‌ ​ ‌‍​‌‌‍ ‍‌‍‍‌‌ ‌​‌ ‍‌​‍ ‍‌‍‍‌‌‍ ​‍​‍​‍ ​​‍​‍‌‍‍​‌ ​‍‌‍‌‌‌‍‌‍​‍​‍​ ‍‍​‍​‍‌‍‍​‌ ‌​‌ ‌​‌ ​​‌ ​ ​ ‍‍​‍ ​‍ ‌‍​ ‌‍‍​‌‍‌‌‌‍ ​‌ ​ ‌‍‌‌‌‍​‌‌ ​​‌‍‍‌‌‍‌‌‌ ​‍‌ ​ ​‍ ‍‌ ​ ‌‍​‌‌‍ ‍‌‍‍‌‌ ‌​‌ ‍‌​‍ ‍‌ ​ ‌ ‌​‌ ‌‌‌‍‌​‌‍‍‌‌‍ ​‍ ‌‍‍‌‌‍ ‍‌ ‌​‌‍‌‌‌‍ ‍‌ ‌​​‍ ‌‍‌‌‌‍‌​‌‍‍‌‌ ‌​​‍ ‌‍ ‌‌‍ ‌‍‌​‌‍‌‌​ ‌‌ ​​‌ ​‍‌‍‌‌‌ ​ ‌‍‌‌‌‍ ‍‌ ‌​‌‍​‌‌ ‌​‌‍‍‌‌‍ ‌‍ ‍​ ‍ ‌‍‍‌‌‍‌​​ ‌‌‍‌‍‌‍ ‌‍ ‌ ‌​‌‍‌‌‌ ​‍​ ‍ ‌ ‌​‌ ‍‌‌ ​​‌‍‌‌​ ‌‌‍‌‍‌‍ ‌‍ ‌ ‌​‌‍‌‌‌ ​‍​ ‍ ‌ ​​‌‍​‌‌ ‌​‌‍‍​​ ‌‌‍​ ‌‍ ‌‍ ​‌ ‌‌‌‍ ‌‌‍ ‍‌ ​ ​‍‌‌​ ‌‌‌​​‍‌‌ ‌‍‍ ‌‍‌‌‌ ‍‌​‍‌‌​ ​ ‌​‌​​‍‌‌​ ​ ‌​‌​​‍‌‌​ ​‍​ ​‍​ ‌‌​ ​ ​ ‌‌​ ‍‌‌‍​ ​ ​‍‌‍‌​​ ‍​‌‍​‌​ ‍​​ ​ ​ ​ ​‍‌‌​ ​‍​ ​‍​‍‌‌​ ‌‌‌​‌​​‍ ‍‌‍ ​‌‍‍‌‌‍ ‍‌‍‍ ‌ ​ ​‍‌‌​ ‌‌‌​​‍‌‌ ‌‍‍ ‌‍‌‌‌ ‍‌​‍‌‌​ ​ ‌​‌​​‍‌‌​ ​ ‌​‌​​‍‌‌​ ​‍​ ​‍​ ‍​‌‍‌‍‌‍‌​​ ‌‍​ ‍‌‌‍​‍‌‍‌‌​ ‌ ‌‍‌‍​ ‌​​ ‌​​ ​‍​‍‌‌​ ​‍​ ​‍​‍‌‌​ ‌‌‌​‌​​‍ ‍‌‍ ‍‌‍​‌‌‍ ‌‌‍‌‌​ ‌‍​‍‌‍​‌‌ ​ ‌‍‌‌‌‌‌‌‌ ​‍‌‍ ​​ ‌‌‍‍​‌ ‌​‌ ‌​‌ ​​‌ ​ ​‍‌‌​ ​ ‌​​‌​‍‌‌​ ​‍‌​‌‍​‍‌‌​ ​‍‌​‌‍‌‍​ ‌‍‍​‌‍‌‌‌‍ ​‌ ​ ‌‍‌‌‌‍​‌‌ ​​‌‍‍‌‌‍‌‌‌ ​‍‌ ​ ​‍ ‍‌ ​ ‌‍​‌‌‍ ‍‌‍‍‌‌ ‌​‌ ‍‌​‍ ‍‌ ​ ‌ ‌​‌ ‌‌‌‍‌​‌‍‍‌‌‍ ​‍‌‍‌‍‍‌‌‍‌​​ ‌‌‍‌‍‌‍ ‌‍ ‌ ‌​‌‍‌‌‌ ​‍​‍‌‍‌ ‌​‌ ‍‌‌ ​​‌‍‌‌​ ‌‌‍‌‍‌‍ ‌‍ ‌ ‌​‌‍‌‌‌ ​‍​‍‌‍‌ ​​‌‍​‌‌ ‌​‌‍‍​​ ‌‌‍​ ‌‍ ‌‍ ​‌ ‌‌‌‍ ‌‌‍ ‍‌ ​ ​‍‌‌​ ‌‌‌​​‍‌‌ ‌‍‍ ‌‍‌‌‌ ‍‌​‍‌‌​ ​ ‌​‌​​‍‌‌​ ​ ‌​‌​​‍‌‌​ ​‍​ ​‍​ ‌‌​ ​ ​ ‌‌​ ‍‌‌‍​ ​ ​‍‌‍‌​​ ‍​‌‍​‌​ ‍​​ ​ ​ ​ ​‍‌‌​ ​‍​ ​‍​‍‌‌​ ‌‌‌​‌​​‍ ‍‌‍ ​‌‍‍‌‌‍ ‍‌‍‍ ‌ ​ ​‍‌‌​ ‌‌‌​​‍‌‌ ‌‍‍ ‌‍‌‌‌ ‍‌​‍‌‌​ ​ ‌​‌​​‍‌‌​ ​ ‌​‌​​‍‌‌​ ​‍​ ​‍​ ‍​‌‍‌‍‌‍‌​​ ‌‍​ ‍‌‌‍​‍‌‍‌‌​ ‌ ‌‍‌‍​ ‌​​ ‌​​ ​‍​‍‌‌​ ​‍​ ​‍​‍‌‌​ ‌‌‌​‌​​‍ ‍‌‍ ‍‌‍​‌‌‍ ‌‌‍‌‌​‍‌‍‌ ​​‌‍‌‌‌ ​‍‌ ​ ‌ ​​‌‍‌‌‌‍​ ‌ ‌​‌‍‍‌‌ ‌‍‌‍‌‌​ ‌‌ ​​‌ ‌‌‌‍​‍‌‍ ​‌‍‍‌‌ ​ ‌‍‍​‌‍‌‌‌‍‌​​‍​‍‌ ‌
Attractions & Services​​​​‌ ‍ ​‍​‍‌‍ ‌ ​‍‌‍‍‌‌‍‌ ‌‍‍‌‌‍ ‍​‍​‍​ ‍‍​‍​‍‌ ​ ‌‍​‌‌‍ ‍‌‍‍‌‌ ‌​‌ ‍‌​‍ ‍‌‍‍‌‌‍ ​‍​‍​‍ ​​‍​‍‌‍‍​‌ ​‍‌‍‌‌‌‍‌‍​‍​‍​ ‍‍​‍​‍‌‍‍​‌ ‌​‌ ‌​‌ ​​‌ ​ ​ ‍‍​‍ ​‍ ‌‍​ ‌‍‍​‌‍‌‌‌‍ ​‌ ​ ‌‍‌‌‌‍​‌‌ ​​‌‍‍‌‌‍‌‌‌ ​‍‌ ​ ​‍ ‍‌ ​ ‌‍​‌‌‍ ‍‌‍‍‌‌ ‌​‌ ‍‌​‍ ‍‌ ​ ‌ ‌​‌ ‌‌‌‍‌​‌‍‍‌‌‍ ​‍ ‌‍‍‌‌‍ ‍‌ ‌​‌‍‌‌‌‍ ‍‌ ‌​​‍ ‌‍‌‌‌‍‌​‌‍‍‌‌ ‌​​‍ ‌‍ ‌‌‍ ‌‍‌​‌‍‌‌​ ‌‌ ​​‌ ​‍‌‍‌‌‌ ​ ‌‍‌‌‌‍ ‍‌ ‌​‌‍​‌‌ ‌​‌‍‍‌‌‍ ‌‍ ‍​ ‍ ‌‍‍‌‌‍‌​​ ‌‌‍‌‍‌‍ ‌‍ ‌ ‌​‌‍‌‌‌ ​‍​ ‍ ‌ ‌​‌ ‍‌‌ ​​‌‍‌‌​ ‌‌‍‌‍‌‍ ‌‍ ‌ ‌​‌‍‌‌‌ ​‍​ ‍ ‌ ​​‌‍​‌‌ ‌​‌‍‍​​ ‌‌‍​ ‌‍ ‌‍ ​‌ ‌‌‌‍ ‌‌‍ ‍‌ ​ ​‍‌‌​ ‌‌‌​​‍‌‌ ‌‍‍ ‌‍‌‌‌ ‍‌​‍‌‌​ ​ ‌​‌​​‍‌‌​ ​ ‌​‌​​‍‌‌​ ​‍​ ​‍​ ‌‌​ ​ ​ ‌‌​ ‍‌‌‍​ ​ ​‍‌‍‌​​ ‍​‌‍​‌​ ‍​​ ​ ​ ​ ​‍‌‌​ ​‍​ ​‍​‍‌‌​ ‌‌‌​‌​​‍ ‍‌‍ ​‌‍‍‌‌‍ ‍‌‍‍ ‌ ​ ​‍‌‌​ ‌‌‌​​‍‌‌ ‌‍‍ ‌‍‌‌‌ ‍‌​‍‌‌​ ​ ‌​‌​​‍‌‌​ ​ ‌​‌​​‍‌‌​ ​‍​ ​‍​ ​​​ ​ ​ ‍‌​ ‍‌​ ​‍​ ‌​‌‍​‍​ ‌ ​ ​‍​ ‌ ‌‍​‍‌‍‌​​‍‌‌​ ​‍​ ​‍​‍‌‌​ ‌‌‌​‌​​‍ ‍‌‍ ‍‌‍​‌‌‍ ‌‌‍‌‌​ ‌‍​‍‌‍​‌‌ ​ ‌‍‌‌‌‌‌‌‌ ​‍‌‍ ​​ ‌‌‍‍​‌ ‌​‌ ‌​‌ ​​‌ ​ ​‍‌‌​ ​ ‌​​‌​‍‌‌​ ​‍‌​‌‍​‍‌‌​ ​‍‌​‌‍‌‍​ ‌‍‍​‌‍‌‌‌‍ ​‌ ​ ‌‍‌‌‌‍​‌‌ ​​‌‍‍‌‌‍‌‌‌ ​‍‌ ​ ​‍ ‍‌ ​ ‌‍​‌‌‍ ‍‌‍‍‌‌ ‌​‌ ‍‌​‍ ‍‌ ​ ‌ ‌​‌ ‌‌‌‍‌​‌‍‍‌‌‍ ​‍‌‍‌‍‍‌‌‍‌​​ ‌‌‍‌‍‌‍ ‌‍ ‌ ‌​‌‍‌‌‌ ​‍​‍‌‍‌ ‌​‌ ‍‌‌ ​​‌‍‌‌​ ‌‌‍‌‍‌‍ ‌‍ ‌ ‌​‌‍‌‌‌ ​‍​‍‌‍‌ ​​‌‍​‌‌ ‌​‌‍‍​​ ‌‌‍​ ‌‍ ‌‍ ​‌ ‌‌‌‍ ‌‌‍ ‍‌ ​ ​‍‌‌​ ‌‌‌​​‍‌‌ ‌‍‍ ‌‍‌‌‌ ‍‌​‍‌‌​ ​ ‌​‌​​‍‌‌​ ​ ‌​‌​​‍‌‌​ ​‍​ ​‍​ ‌‌​ ​ ​ ‌‌​ ‍‌‌‍​ ​ ​‍‌‍‌​​ ‍​‌‍​‌​ ‍​​ ​ ​ ​ ​‍‌‌​ ​‍​ ​‍​‍‌‌​ ‌‌‌​‌​​‍ ‍‌‍ ​‌‍‍‌‌‍ ‍‌‍‍ ‌ ​ ​‍‌‌​ ‌‌‌​​‍‌‌ ‌‍‍ ‌‍‌‌‌ ‍‌​‍‌‌​ ​ ‌​‌​​‍‌‌​ ​ ‌​‌​​‍‌‌​ ​‍​ ​‍​ ​​​ ​ ​ ‍‌​ ‍‌​ ​‍​ ‌​‌‍​‍​ ‌ ​ ​‍​ ‌ ‌‍​‍‌‍‌​​‍‌‌​ ​‍​ ​‍​‍‌‌​ ‌‌‌​‌​​‍ ‍‌‍ ‍‌‍​‌‌‍ ‌‌‍‌‌​‍‌‍‌ ​​‌‍‌‌‌ ​‍‌ ​ ‌ ​​‌‍‌‌‌‍​ ‌ ‌​‌‍‍‌‌ ‌‍‌‍‌‌​ ‌‌ ​​‌ ‌‌‌‍​‍‌‍ ​‌‍‍‌‌ ​ ‌‍‍​‌‍‌‌‌‍‌​​‍​‍‌ ‌
Stay in Touch​​​​‌ ‍ ​‍​‍‌‍ ‌ ​‍‌‍‍‌‌‍‌ ‌‍‍‌‌‍ ‍​‍​‍​ ‍‍​‍​‍‌ ​ ‌‍​‌‌‍ ‍‌‍‍‌‌ ‌​‌ ‍‌​‍ ‍‌‍‍‌‌‍ ​‍​‍​‍ ​​‍​‍‌‍‍​‌ ​‍‌‍‌‌‌‍‌‍​‍​‍​ ‍‍​‍​‍‌‍‍​‌ ‌​‌ ‌​‌ ​​‌ ​ ​ ‍‍​‍ ​‍ ‌‍​ ‌‍‍​‌‍‌‌‌‍ ​‌ ​ ‌‍‌‌‌‍​‌‌ ​​‌‍‍‌‌‍‌‌‌ ​‍‌ ​ ​‍ ‍‌ ​ ‌‍​‌‌‍ ‍‌‍‍‌‌ ‌​‌ ‍‌​‍ ‍‌ ​ ‌ ‌​‌ ‌‌‌‍‌​‌‍‍‌‌‍ ​‍ ‌‍‍‌‌‍ ‍‌ ‌​‌‍‌‌‌‍ ‍‌ ‌​​‍ ‌‍‌‌‌‍‌​‌‍‍‌‌ ‌​​‍ ‌‍ ‌‌‍ ‌‍‌​‌‍‌‌​ ‌‌ ​​‌ ​‍‌‍‌‌‌ ​ ‌‍‌‌‌‍ ‍‌ ‌​‌‍​‌‌ ‌​‌‍‍‌‌‍ ‌‍ ‍​ ‍ ‌‍‍‌‌‍‌​​ ‌‌‍‌‍‌‍ ‌‍ ‌ ‌​‌‍‌‌‌ ​‍​ ‍ ‌ ‌​‌ ‍‌‌ ​​‌‍‌‌​ ‌‌‍‌‍‌‍ ‌‍ ‌ ‌​‌‍‌‌‌ ​‍​ ‍ ‌ ​​‌‍​‌‌ ‌​‌‍‍​​ ‌‌‍​ ‌‍ ‌‍ ​‌ ‌‌‌‍ ‌‌‍ ‍‌ ​ ​‍‌‌​ ‌‌‌​​‍‌‌ ‌‍‍ ‌‍‌‌‌ ‍‌​‍‌‌​ ​ ‌​‌​​‍‌‌​ ​ ‌​‌​​‍‌‌​ ​‍​ ​‍​ ‍​‌‍​‍‌‍‌​​ ​‌‌‍​‍‌‍‌‌‌‍‌‌‌‍‌​‌‍​‌​ ​‍‌‍‌‌‌‍​‌​‍‌‌​ ​‍​ ​‍​‍‌‌​ ‌‌‌​‌​​‍ ‍‌ ‌​‌‍‍‌‌ ‌​‌‍ ​‌‍‌‌​ ‌‍​‍‌‍​‌‌ ​ ‌‍‌‌‌‌‌‌‌ ​‍‌‍ ​​ ‌‌‍‍​‌ ‌​‌ ‌​‌ ​​‌ ​ ​‍‌‌​ ​ ‌​​‌​‍‌‌​ ​‍‌​‌‍​‍‌‌​ ​‍‌​‌‍‌‍​ ‌‍‍​‌‍‌‌‌‍ ​‌ ​ ‌‍‌‌‌‍​‌‌ ​​‌‍‍‌‌‍‌‌‌ ​‍‌ ​ ​‍ ‍‌ ​ ‌‍​‌‌‍ ‍‌‍‍‌‌ ‌​‌ ‍‌​‍ ‍‌ ​ ‌ ‌​‌ ‌‌‌‍‌​‌‍‍‌‌‍ ​‍‌‍‌‍‍‌‌‍‌​​ ‌‌‍‌‍‌‍ ‌‍ ‌ ‌​‌‍‌‌‌ ​‍​‍‌‍‌ ‌​‌ ‍‌‌ ​​‌‍‌‌​ ‌‌‍‌‍‌‍ ‌‍ ‌ ‌​‌‍‌‌‌ ​‍​‍‌‍‌ ​​‌‍​‌‌ ‌​‌‍‍​​ ‌‌‍​ ‌‍ ‌‍ ​‌ ‌‌‌‍ ‌‌‍ ‍‌ ​ ​‍‌‌​ ‌‌‌​​‍‌‌ ‌‍‍ ‌‍‌‌‌ ‍‌​‍‌‌​ ​ ‌​‌​​‍‌‌​ ​ ‌​‌​​‍‌‌​ ​‍​ ​‍​ ‍​‌‍​‍‌‍‌​​ ​‌‌‍​‍‌‍‌‌‌‍‌‌‌‍‌​‌‍​‌​ ​‍‌‍‌‌‌‍​‌​‍‌‌​ ​‍​ ​‍​‍‌‌​ ‌‌‌​‌​​‍ ‍‌ ‌​‌‍‍‌‌ ‌​‌‍ ​‌‍‌‌​‍‌‍‌ ​​‌‍‌‌‌ ​‍‌ ​ ‌ ​​‌‍‌‌‌‍​ ‌ ‌​‌‍‍‌‌ ‌‍‌‍‌‌​ ‌‌ ​​‌ ‌‌‌‍​‍‌‍ ​‌‍‍‌‌ ​ ‌‍‍​‌‍‌‌‌‍‌​​‍​‍‌ ‌
News + Press​​​​‌ ‍ ​‍​‍‌‍ ‌ ​‍‌‍‍‌‌‍‌ ‌‍‍‌‌‍ ‍​‍​‍​ ‍‍​‍​‍‌ ​ ‌‍​‌‌‍ ‍‌‍‍‌‌ ‌​‌ ‍‌​‍ ‍‌‍‍‌‌‍ ​‍​‍​‍ ​​‍​‍‌‍‍​‌ ​‍‌‍‌‌‌‍‌‍​‍​‍​ ‍‍​‍​‍‌‍‍​‌ ‌​‌ ‌​‌ ​​‌ ​ ​ ‍‍​‍ ​‍ ‌‍​ ‌‍‍​‌‍‌‌‌‍ ​‌ ​ ‌‍‌‌‌‍​‌‌ ​​‌‍‍‌‌‍‌‌‌ ​‍‌ ​ ​‍ ‍‌ ​ ‌‍​‌‌‍ ‍‌‍‍‌‌ ‌​‌ ‍‌​‍ ‍‌ ​ ‌ ‌​‌ ‌‌‌‍‌​‌‍‍‌‌‍ ​‍ ‌‍‍‌‌‍ ‍‌ ‌​‌‍‌‌‌‍ ‍‌ ‌​​‍ ‌‍‌‌‌‍‌​‌‍‍‌‌ ‌​​‍ ‌‍ ‌‌‍ ‌‍‌​‌‍‌‌​ ‌‌ ​​‌ ​‍‌‍‌‌‌ ​ ‌‍‌‌‌‍ ‍‌ ‌​‌‍​‌‌ ‌​‌‍‍‌‌‍ ‌‍ ‍​ ‍ ‌‍‍‌‌‍‌​​ ‌‌‍‌‍‌‍ ‌‍ ‌ ‌​‌‍‌‌‌ ​‍​ ‍ ‌ ‌​‌ ‍‌‌ ​​‌‍‌‌​ ‌‌‍‌‍‌‍ ‌‍ ‌ ‌​‌‍‌‌‌ ​‍​ ‍ ‌ ​​‌‍​‌‌ ‌​‌‍‍​​ ‌‌‍​ ‌‍ ‌‍ ​‌ ‌‌‌‍ ‌‌‍ ‍‌ ​ ​‍‌‌​ ‌‌‌​​‍‌‌ ‌‍‍ ‌‍‌‌‌ ‍‌​‍‌‌​ ​ ‌​‌​​‍‌‌​ ​ ‌​‌​​‍‌‌​ ​‍​ ​‍​ ‍​‌‍​‍‌‍‌​​ ​‌‌‍​‍‌‍‌‌‌‍‌‌‌‍‌​‌‍​‌​ ​‍‌‍‌‌‌‍​‌​‍‌‌​ ​‍​ ​‍​‍‌‌​ ‌‌‌​‌​​‍ ‍‌‍ ​‌‍‍‌‌‍ ‍‌‍‍ ‌ ​ ​‍‌‌​ ‌‌‌​​‍‌‌ ‌‍‍ ‌‍‌‌‌ ‍‌​‍‌‌​ ​ ‌​‌​​‍‌‌​ ​ ‌​‌​​‍‌‌​ ​‍​ ​‍‌‍‌‍​ ‌‌​ ​‍​ ‍‌‌‍​‌‌‍‌​​ ‍​‌‍​‍​ ‍‌​ ​‍​ ‌​​ ​ ​‍‌‌​ ​‍​ ​‍​‍‌‌​ ‌‌‌​‌​​‍ ‍‌‍ ‍‌‍​‌‌‍ ‌‌‍‌‌​ ‌‍​‍‌‍​‌‌ ​ ‌‍‌‌‌‌‌‌‌ ​‍‌‍ ​​ ‌‌‍‍​‌ ‌​‌ ‌​‌ ​​‌ ​ ​‍‌‌​ ​ ‌​​‌​‍‌‌​ ​‍‌​‌‍​‍‌‌​ ​‍‌​‌‍‌‍​ ‌‍‍​‌‍‌‌‌‍ ​‌ ​ ‌‍‌‌‌‍​‌‌ ​​‌‍‍‌‌‍‌‌‌ ​‍‌ ​ ​‍ ‍‌ ​ ‌‍​‌‌‍ ‍‌‍‍‌‌ ‌​‌ ‍‌​‍ ‍‌ ​ ‌ ‌​‌ ‌‌‌‍‌​‌‍‍‌‌‍ ​‍‌‍‌‍‍‌‌‍‌​​ ‌‌‍‌‍‌‍ ‌‍ ‌ ‌​‌‍‌‌‌ ​‍​‍‌‍‌ ‌​‌ ‍‌‌ ​​‌‍‌‌​ ‌‌‍‌‍‌‍ ‌‍ ‌ ‌​‌‍‌‌‌ ​‍​‍‌‍‌ ​​‌‍​‌‌ ‌​‌‍‍​​ ‌‌‍​ ‌‍ ‌‍ ​‌ ‌‌‌‍ ‌‌‍ ‍‌ ​ ​‍‌‌​ ‌‌‌​​‍‌‌ ‌‍‍ ‌‍‌‌‌ ‍‌​‍‌‌​ ​ ‌​‌​​‍‌‌​ ​ ‌​‌​​‍‌‌​ ​‍​ ​‍​ ‍​‌‍​‍‌‍‌​​ ​‌‌‍​‍‌‍‌‌‌‍‌‌‌‍‌​‌‍​‌​ ​‍‌‍‌‌‌‍​‌​‍‌‌​ ​‍​ ​‍​‍‌‌​ ‌‌‌​‌​​‍ ‍‌‍ ​‌‍‍‌‌‍ ‍‌‍‍ ‌ ​ ​‍‌‌​ ‌‌‌​​‍‌‌ ‌‍‍ ‌‍‌‌‌ ‍‌​‍‌‌​ ​ ‌​‌​​‍‌‌​ ​ ‌​‌​​‍‌‌​ ​‍​ ​‍‌‍‌‍​ ‌‌​ ​‍​ ‍‌‌‍​‌‌‍‌​​ ‍​‌‍​‍​ ‍‌​ ​‍​ ‌​​ ​ ​‍‌‌​ ​‍​ ​‍​‍‌‌​ ‌‌‌​‌​​‍ ‍‌‍ ‍‌‍​‌‌‍ ‌‌‍‌‌​‍‌‍‌ ​​‌‍‌‌‌ ​‍‌ ​ ‌ ​​‌‍‌‌‌‍​ ‌ ‌​‌‍‍‌‌ ‌‍‌‍‌‌​ ‌‌ ​​‌ ‌‌‌‍​‍‌‍ ​‌‍‍‌‌ ​ ‌‍‍​‌‍‌‌‌‍‌​​‍​‍‌ ‌
@chelseapiersnyc​​​​‌ ‍ ​‍​‍‌‍ ‌ ​‍‌‍‍‌‌‍‌ ‌‍‍‌‌‍ ‍​‍​‍​ ‍‍​‍​‍‌ ​ ‌‍​‌‌‍ ‍‌‍‍‌‌ ‌​‌ ‍‌​‍ ‍‌‍‍‌‌‍ ​‍​‍​‍ ​​‍​‍‌‍‍​‌ ​‍‌‍‌‌‌‍‌‍​‍​‍​ ‍‍​‍​‍‌‍‍​‌ ‌​‌ ‌​‌ ​​‌ ​ ​ ‍‍​‍ ​‍ ‌‍​ ‌‍‍​‌‍‌‌‌‍ ​‌ ​ ‌‍‌‌‌‍​‌‌ ​​‌‍‍‌‌‍‌‌‌ ​‍‌ ​ ​‍ ‍‌ ​ ‌‍​‌‌‍ ‍‌‍‍‌‌ ‌​‌ ‍‌​‍ ‍‌ ​ ‌ ‌​‌ ‌‌‌‍‌​‌‍‍‌‌‍ ​‍ ‌‍‍‌‌‍ ‍‌ ‌​‌‍‌‌‌‍ ‍‌ ‌​​‍ ‌‍‌‌‌‍‌​‌‍‍‌‌ ‌​​‍ ‌‍ ‌‌‍ ‌‍‌​‌‍‌‌​ ‌‌ ​​‌ ​‍‌‍‌‌‌ ​ ‌‍‌‌‌‍ ‍‌ ‌​‌‍​‌‌ ‌​‌‍‍‌‌‍ ‌‍ ‍​ ‍ ‌‍‍‌‌‍‌​​ ‌‌‍‌‍‌‍ ‌‍ ‌ ‌​‌‍‌‌‌ ​‍​ ‍ ‌ ‌​‌ ‍‌‌ ​​‌‍‌‌​ ‌‌‍‌‍‌‍ ‌‍ ‌ ‌​‌‍‌‌‌ ​‍​ ‍ ‌ ​​‌‍​‌‌ ‌​‌‍‍​​ ‌‌‍​ ‌‍ ‌‍ ​‌ ‌‌‌‍ ‌‌‍ ‍‌ ​ ​‍‌‌​ ‌‌‌​​‍‌‌ ‌‍‍ ‌‍‌‌‌ ‍‌​‍‌‌​ ​ ‌​‌​​‍‌‌​ ​ ‌​‌​​‍‌‌​ ​‍​ ​‍​ ‍​‌‍​‍‌‍‌​​ ​‌‌‍​‍‌‍‌‌‌‍‌‌‌‍‌​‌‍​‌​ ​‍‌‍‌‌‌‍​‌​‍‌‌​ ​‍​ ​‍​‍‌‌​ ‌‌‌​‌​​‍ ‍‌‍ ​‌‍‍‌‌‍ ‍‌‍‍ ‌ ​ ​‍‌‌​ ‌‌‌​​‍‌‌ ‌‍‍ ‌‍‌‌‌ ‍‌​‍‌‌​ ​ ‌​‌​​‍‌‌​ ​ ‌​‌​​‍‌‌​ ​‍​ ​‍​ ‌​​ ​ ​ ​​‌‍‌‌‌‍​ ‌‍​‌​ ​​​ ‌​‌‍‌‌‌‍‌‍​ ‌​​ ‍‌​‍‌‌​ ​‍​ ​‍​‍‌‌​ ‌‌‌​‌​​‍ ‍‌‍ ‍‌‍​‌‌‍ ‌‌‍‌‌​ ‌‍​‍‌‍​‌‌ ​ ‌‍‌‌‌‌‌‌‌ ​‍‌‍ ​​ ‌‌‍‍​‌ ‌​‌ ‌​‌ ​​‌ ​ ​‍‌‌​ ​ ‌​​‌​‍‌‌​ ​‍‌​‌‍​‍‌‌​ ​‍‌​‌‍‌‍​ ‌‍‍​‌‍‌‌‌‍ ​‌ ​ ‌‍‌‌‌‍​‌‌ ​​‌‍‍‌‌‍‌‌‌ ​‍‌ ​ ​‍ ‍‌ ​ ‌‍​‌‌‍ ‍‌‍‍‌‌ ‌​‌ ‍‌​‍ ‍‌ ​ ‌ ‌​‌ ‌‌‌‍‌​‌‍‍‌‌‍ ​‍‌‍‌‍‍‌‌‍‌​​ ‌‌‍‌‍‌‍ ‌‍ ‌ ‌​‌‍‌‌‌ ​‍​‍‌‍‌ ‌​‌ ‍‌‌ ​​‌‍‌‌​ ‌‌‍‌‍‌‍ ‌‍ ‌ ‌​‌‍‌‌‌ ​‍​‍‌‍‌ ​​‌‍​‌‌ ‌​‌‍‍​​ ‌‌‍​ ‌‍ ‌‍ ​‌ ‌‌‌‍ ‌‌‍ ‍‌ ​ ​‍‌‌​ ‌‌‌​​‍‌‌ ‌‍‍ ‌‍‌‌‌ ‍‌​‍‌‌​ ​ ‌​‌​​‍‌‌​ ​ ‌​‌​​‍‌‌​ ​‍​ ​‍​ ‍​‌‍​‍‌‍‌​​ ​‌‌‍​‍‌‍‌‌‌‍‌‌‌‍‌​‌‍​‌​ ​‍‌‍‌‌‌‍​‌​‍‌‌​ ​‍​ ​‍​‍‌‌​ ‌‌‌​‌​​‍ ‍‌‍ ​‌‍‍‌‌‍ ‍‌‍‍ ‌ ​ ​‍‌‌​ ‌‌‌​​‍‌‌ ‌‍‍ ‌‍‌‌‌ ‍‌​‍‌‌​ ​ ‌​‌​​‍‌‌​ ​ ‌​‌​​‍‌‌​ ​‍​ ​‍​ ‌​​ ​ ​ ​​‌‍‌‌‌‍​ ‌‍​‌​ ​​​ ‌​‌‍‌‌‌‍‌‍​ ‌​​ ‍‌​‍‌‌​ ​‍​ ​‍​‍‌‌​ ‌‌‌​‌​​‍ ‍‌‍ ‍‌‍​‌‌‍ ‌‌‍‌‌​‍‌‍‌ ​​‌‍‌‌‌ ​‍‌ ​ ‌ ​​‌‍‌‌‌‍​ ‌ ‌​‌‍‍‌‌ ‌‍‌‍‌‌​ ‌‌ ​​‌ ‌‌‌‍​‍‌‍ ​‌‍‍‌‌ ​ ‌‍‍​‌‍‌‌‌‍‌​​‍​‍‌ ‌
@chelseapiersbrooklyn​​​​‌ ‍ ​‍​‍‌‍ ‌ ​‍‌‍‍‌‌‍‌ ‌‍‍‌‌‍ ‍​‍​‍​ ‍‍​‍​‍‌ ​ ‌‍​‌‌‍ ‍‌‍‍‌‌ ‌​‌ ‍‌​‍ ‍‌‍‍‌‌‍ ​‍​‍​‍ ​​‍​‍‌‍‍​‌ ​‍‌‍‌‌‌‍‌‍​‍​‍​ ‍‍​‍​‍‌‍‍​‌ ‌​‌ ‌​‌ ​​‌ ​ ​ ‍‍​‍ ​‍ ‌‍​ ‌‍‍​‌‍‌‌‌‍ ​‌ ​ ‌‍‌‌‌‍​‌‌ ​​‌‍‍‌‌‍‌‌‌ ​‍‌ ​ ​‍ ‍‌ ​ ‌‍​‌‌‍ ‍‌‍‍‌‌ ‌​‌ ‍‌​‍ ‍‌ ​ ‌ ‌​‌ ‌‌‌‍‌​‌‍‍‌‌‍ ​‍ ‌‍‍‌‌‍ ‍‌ ‌​‌‍‌‌‌‍ ‍‌ ‌​​‍ ‌‍‌‌‌‍‌​‌‍‍‌‌ ‌​​‍ ‌‍ ‌‌‍ ‌‍‌​‌‍‌‌​ ‌‌ ​​‌ ​‍‌‍‌‌‌ ​ ‌‍‌‌‌‍ ‍‌ ‌​‌‍​‌‌ ‌​‌‍‍‌‌‍ ‌‍ ‍​ ‍ ‌‍‍‌‌‍‌​​ ‌‌‍‌‍‌‍ ‌‍ ‌ ‌​‌‍‌‌‌ ​‍​ ‍ ‌ ‌​‌ ‍‌‌ ​​‌‍‌‌​ ‌‌‍‌‍‌‍ ‌‍ ‌ ‌​‌‍‌‌‌ ​‍​ ‍ ‌ ​​‌‍​‌‌ ‌​‌‍‍​​ ‌‌‍​ ‌‍ ‌‍ ​‌ ‌‌‌‍ ‌‌‍ ‍‌ ​ ​‍‌‌​ ‌‌‌​​‍‌‌ ‌‍‍ ‌‍‌‌‌ ‍‌​‍‌‌​ ​ ‌​‌​​‍‌‌​ ​ ‌​‌​​‍‌‌​ ​‍​ ​‍​ ‍​‌‍​‍‌‍‌​​ ​‌‌‍​‍‌‍‌‌‌‍‌‌‌‍‌​‌‍​‌​ ​‍‌‍‌‌‌‍​‌​‍‌‌​ ​‍​ ​‍​‍‌‌​ ‌‌‌​‌​​‍ ‍‌‍ ​‌‍‍‌‌‍ ‍‌‍‍ ‌ ​ ​‍‌‌​ ‌‌‌​​‍‌‌ ‌‍‍ ‌‍‌‌‌ ‍‌​‍‌‌​ ​ ‌​‌​​‍‌‌​ ​ ‌​‌​​‍‌‌​ ​‍​ ​‍​ ​ ​ ‌ ​ ‍​​ ​‌‌‍‌​​ ​‍‌‍‌​‌‍​‍‌‍‌‌​ ‌ ​ ​‍​ ​​​ ‌‍​ ‍‌​ ‌‌​ ​ ​ ​‍​ ‌​‌‍‌‍‌‍‌‍‌‍​‌​ ‌‌​ ‌‌‌‍​‍‌‍​ ‌‍‌‌​ ‌‌‌‍‌‌‌‍​ ‌‍​‌​ ‍​​ ​‍​‍‌‌​ ​‍​ ​‍​‍‌‌​ ‌‌‌​‌​​‍ ‍‌‍ ‍‌‍​‌‌‍ ‌‌‍‌‌​ ‌‍​‍‌‍​‌‌ ​ ‌‍‌‌‌‌‌‌‌ ​‍‌‍ ​​ ‌‌‍‍​‌ ‌​‌ ‌​‌ ​​‌ ​ ​‍‌‌​ ​ ‌​​‌​‍‌‌​ ​‍‌​‌‍​‍‌‌​ ​‍‌​‌‍‌‍​ ‌‍‍​‌‍‌‌‌‍ ​‌ ​ ‌‍‌‌‌‍​‌‌ ​​‌‍‍‌‌‍‌‌‌ ​‍‌ ​ ​‍ ‍‌ ​ ‌‍​‌‌‍ ‍‌‍‍‌‌ ‌​‌ ‍‌​‍ ‍‌ ​ ‌ ‌​‌ ‌‌‌‍‌​‌‍‍‌‌‍ ​‍‌‍‌‍‍‌‌‍‌​​ ‌‌‍‌‍‌‍ ‌‍ ‌ ‌​‌‍‌‌‌ ​‍​‍‌‍‌ ‌​‌ ‍‌‌ ​​‌‍‌‌​ ‌‌‍‌‍‌‍ ‌‍ ‌ ‌​‌‍‌‌‌ ​‍​‍‌‍‌ ​​‌‍​‌‌ ‌​‌‍‍​​ ‌‌‍​ ‌‍ ‌‍ ​‌ ‌‌‌‍ ‌‌‍ ‍‌ ​ ​‍‌‌​ ‌‌‌​​‍‌‌ ‌‍‍ ‌‍‌‌‌ ‍‌​‍‌‌​ ​ ‌​‌​​‍‌‌​ ​ ‌​‌​​‍‌‌​ ​‍​ ​‍​ ‍​‌‍​‍‌‍‌​​ ​‌‌‍​‍‌‍‌‌‌‍‌‌‌‍‌​‌‍​‌​ ​‍‌‍‌‌‌‍​‌​‍‌‌​ ​‍​ ​‍​‍‌‌​ ‌‌‌​‌​​‍ ‍‌‍ ​‌‍‍‌‌‍ ‍‌‍‍ ‌ ​ ​‍‌‌​ ‌‌‌​​‍‌‌ ‌‍‍ ‌‍‌‌‌ ‍‌​‍‌‌​ ​ ‌​‌​​‍‌‌​ ​ ‌​‌​​‍‌‌​ ​‍​ ​‍​ ​ ​ ‌ ​ ‍​​ ​‌‌‍‌​​ ​‍‌‍‌​‌‍​‍‌‍‌‌​ ‌ ​ ​‍​ ​​​ ‌‍​ ‍‌​ ‌‌​ ​ ​ ​‍​ ‌​‌‍‌‍‌‍‌‍‌‍​‌​ ‌‌​ ‌‌‌‍​‍‌‍​ ‌‍‌‌​ ‌‌‌‍‌‌‌‍​ ‌‍​‌​ ‍​​ ​‍​‍‌‌​ ​‍​ ​‍​‍‌‌​ ‌‌‌​‌​​‍ ‍‌‍ ‍‌‍​‌‌‍ ‌‌‍‌‌​‍‌‍‌ ​​‌‍‌‌‌ ​‍‌ ​ ‌ ​​‌‍‌‌‌‍​ ‌ ‌​‌‍‍‌‌ ‌‍‌‍‌‌​ ‌‌ ​​‌ ‌‌‌‍​‍‌‍ ​‌‍‍‌‌ ​ ‌‍‍​‌‍‌‌‌‍‌​​‍​‍‌ ‌
@chelseapiersct​​​​‌ ‍ ​‍​‍‌‍ ‌ ​‍‌‍‍‌‌‍‌ ‌‍‍‌‌‍ ‍​‍​‍​ ‍‍​‍​‍‌ ​ ‌‍​‌‌‍ ‍‌‍‍‌‌ ‌​‌ ‍‌​‍ ‍‌‍‍‌‌‍ ​‍​‍​‍ ​​‍​‍‌‍‍​‌ ​‍‌‍‌‌‌‍‌‍​‍​‍​ ‍‍​‍​‍‌‍‍​‌ ‌​‌ ‌​‌ ​​‌ ​ ​ ‍‍​‍ ​‍ ‌‍​ ‌‍‍​‌‍‌‌‌‍ ​‌ ​ ‌‍‌‌‌‍​‌‌ ​​‌‍‍‌‌‍‌‌‌ ​‍‌ ​ ​‍ ‍‌ ​ ‌‍​‌‌‍ ‍‌‍‍‌‌ ‌​‌ ‍‌​‍ ‍‌ ​ ‌ ‌​‌ ‌‌‌‍‌​‌‍‍‌‌‍ ​‍ ‌‍‍‌‌‍ ‍‌ ‌​‌‍‌‌‌‍ ‍‌ ‌​​‍ ‌‍‌‌‌‍‌​‌‍‍‌‌ ‌​​‍ ‌‍ ‌‌‍ ‌‍‌​‌‍‌‌​ ‌‌ ​​‌ ​‍‌‍‌‌‌ ​ ‌‍‌‌‌‍ ‍‌ ‌​‌‍​‌‌ ‌​‌‍‍‌‌‍ ‌‍ ‍​ ‍ ‌‍‍‌‌‍‌​​ ‌‌‍‌‍‌‍ ‌‍ ‌ ‌​‌‍‌‌‌ ​‍​ ‍ ‌ ‌​‌ ‍‌‌ ​​‌‍‌‌​ ‌‌‍‌‍‌‍ ‌‍ ‌ ‌​‌‍‌‌‌ ​‍​ ‍ ‌ ​​‌‍​‌‌ ‌​‌‍‍​​ ‌‌‍​ ‌‍ ‌‍ ​‌ ‌‌‌‍ ‌‌‍ ‍‌ ​ ​‍‌‌​ ‌‌‌​​‍‌‌ ‌‍‍ ‌‍‌‌‌ ‍‌​‍‌‌​ ​ ‌​‌​​‍‌‌​ ​ ‌​‌​​‍‌‌​ ​‍​ ​‍​ ‍​‌‍​‍‌‍‌​​ ​‌‌‍​‍‌‍‌‌‌‍‌‌‌‍‌​‌‍​‌​ ​‍‌‍‌‌‌‍​‌​‍‌‌​ ​‍​ ​‍​‍‌‌​ ‌‌‌​‌​​‍ ‍‌‍ ​‌‍‍‌‌‍ ‍‌‍‍ ‌ ​ ​‍‌‌​ ‌‌‌​​‍‌‌ ‌‍‍ ‌‍‌‌‌ ‍‌​‍‌‌​ ​ ‌​‌​​‍‌‌​ ​ ‌​‌​​‍‌‌​ ​‍​ ​‍‌‍​‌‌‍‌​​ ‌ ‌‍‌‌‌‍​ ​ ‌‌​ ‌‍​ ‌​​ ​​​ ‌ ‌‍​‍‌‍​‌‌‍‌​​ ‌‍‌‍‌‍​ ‍​​ ‍‌‌‍‌‍‌‍​‍​ ‌‍‌‍​‍​ ​​​ ‌​​ ​ ‌‍‌​‌‍​‍​ ​‌​ ‌‍​ ​ ​ ‌ ​ ​‌​ ‌‍​‍‌‌​ ​‍​ ​‍​‍‌‌​ ‌‌‌​‌​​‍ ‍‌‍ ‍‌‍​‌‌‍ ‌‌‍‌‌​ ‌‍​‍‌‍​‌‌ ​ ‌‍‌‌‌‌‌‌‌ ​‍‌‍ ​​ ‌‌‍‍​‌ ‌​‌ ‌​‌ ​​‌ ​ ​‍‌‌​ ​ ‌​​‌​‍‌‌​ ​‍‌​‌‍​‍‌‌​ ​‍‌​‌‍‌‍​ ‌‍‍​‌‍‌‌‌‍ ​‌ ​ ‌‍‌‌‌‍​‌‌ ​​‌‍‍‌‌‍‌‌‌ ​‍‌ ​ ​‍ ‍‌ ​ ‌‍​‌‌‍ ‍‌‍‍‌‌ ‌​‌ ‍‌​‍ ‍‌ ​ ‌ ‌​‌ ‌‌‌‍‌​‌‍‍‌‌‍ ​‍‌‍‌‍‍‌‌‍‌​​ ‌‌‍‌‍‌‍ ‌‍ ‌ ‌​‌‍‌‌‌ ​‍​‍‌‍‌ ‌​‌ ‍‌‌ ​​‌‍‌‌​ ‌‌‍‌‍‌‍ ‌‍ ‌ ‌​‌‍‌‌‌ ​‍​‍‌‍‌ ​​‌‍​‌‌ ‌​‌‍‍​​ ‌‌‍​ ‌‍ ‌‍ ​‌ ‌‌‌‍ ‌‌‍ ‍‌ ​ ​‍‌‌​ ‌‌‌​​‍‌‌ ‌‍‍ ‌‍‌‌‌ ‍‌​‍‌‌​ ​ ‌​‌​​‍‌‌​ ​ ‌​‌​​‍‌‌​ ​‍​ ​‍​ ‍​‌‍​‍‌‍‌​​ ​‌‌‍​‍‌‍‌‌‌‍‌‌‌‍‌​‌‍​‌​ ​‍‌‍‌‌‌‍​‌​‍‌‌​ ​‍​ ​‍​‍‌‌​ ‌‌‌​‌​​‍ ‍‌‍ ​‌‍‍‌‌‍ ‍‌‍‍ ‌ ​ ​‍‌‌​ ‌‌‌​​‍‌‌ ‌‍‍ ‌‍‌‌‌ ‍‌​‍‌‌​ ​ ‌​‌​​‍‌‌​ ​ ‌​‌​​‍‌‌​ ​‍​ ​‍‌‍​‌‌‍‌​​ ‌ ‌‍‌‌‌‍​ ​ ‌‌​ ‌‍​ ‌​​ ​​​ ‌ ‌‍​‍‌‍​‌‌‍‌​​ ‌‍‌‍‌‍​ ‍​​ ‍‌‌‍‌‍‌‍​‍​ ‌‍‌‍​‍​ ​​​ ‌​​ ​ ‌‍‌​‌‍​‍​ ​‌​ ‌‍​ ​ ​ ‌ ​ ​‌​ ‌‍​‍‌‌​ ​‍​ ​‍​‍‌‌​ ‌‌‌​‌​​‍ ‍‌‍ ‍‌‍​‌‌‍ ‌‌‍‌‌​‍‌‍‌ ​​‌‍‌‌‌ ​‍‌ ​ ‌ ​​‌‍‌‌‌‍​ ‌ ‌​‌‍‍‌‌ ‌‍‌‍‌‌​ ‌‌ ​​‌ ‌‌‌‍​‍‌‍ ​‌‍‍‌‌ ​ ‌‍‍​‌‍‌‌‌‍‌​​‍​‍‌ ‌
Locations​​​​‌ ‍ ​‍​‍‌‍ ‌ ​‍‌‍‍‌‌‍‌ ‌‍‍‌‌‍ ‍​‍​‍​ ‍‍​‍​‍‌ ​ ‌‍​‌‌‍ ‍‌‍‍‌‌ ‌​‌ ‍‌​‍ ‍‌‍‍‌‌‍ ​‍​‍​‍ ​​‍​‍‌‍‍​‌ ​‍‌‍‌‌‌‍‌‍​‍​‍​ ‍‍​‍​‍‌‍‍​‌ ‌​‌ ‌​‌ ​​‌ ​ ​ ‍‍​‍ ​‍ ‌‍​ ‌‍‍​‌‍‌‌‌‍ ​‌ ​ ‌‍‌‌‌‍​‌‌ ​​‌‍‍‌‌‍‌‌‌ ​‍‌ ​ ​‍ ‍‌ ​ ‌‍​‌‌‍ ‍‌‍‍‌‌ ‌​‌ ‍‌​‍ ‍‌ ​ ‌ ‌​‌ ‌‌‌‍‌​‌‍‍‌‌‍ ​‍ ‌‍‍‌‌‍ ‍‌ ‌​‌‍‌‌‌‍ ‍‌ ‌​​‍ ‌‍‌‌‌‍‌​‌‍‍‌‌ ‌​​‍ ‌‍ ‌‌‍ ‌‍‌​‌‍‌‌​ ‌‌ ​​‌ ​‍‌‍‌‌‌ ​ ‌‍‌‌‌‍ ‍‌ ‌​‌‍​‌‌ ‌​‌‍‍‌‌‍ ‌‍ ‍​ ‍ ‌‍‍‌‌‍‌​​ ‌‌‍‌‍‌‍ ‌‍ ‌ ‌​‌‍‌‌‌ ​‍​ ‍ ‌ ‌​‌ ‍‌‌ ​​‌‍‌‌​ ‌‌‍‌‍‌‍ ‌‍ ‌ ‌​‌‍‌‌‌ ​‍​ ‍ ‌ ​​‌‍​‌‌ ‌​‌‍‍​​ ‌‌‍​ ‌‍ ‌‍ ​‌ ‌‌‌‍ ‌‌‍ ‍‌ ​ ​‍‌‌​ ‌‌‌​​‍‌‌ ‌‍‍ ‌‍‌‌‌ ‍‌​‍‌‌​ ​ ‌​‌​​‍‌‌​ ​ ‌​‌​​‍‌‌​ ​‍​ ​‍‌‍‌‌‌‍​‍​ ​‍​ ‍​‌‍​ ​ ‌‌‌‍​ ‌‍​ ‌‍‌‌‌‍​‍‌‍​‌​ ​‌​‍‌‌​ ​‍​ ​‍​‍‌‌​ ‌‌‌​‌​​‍ ‍‌ ‌​‌‍‍‌‌ ‌​‌‍ ​‌‍‌‌​ ‌‍​‍‌‍​‌‌ ​ ‌‍‌‌‌‌‌‌‌ ​‍‌‍ ​​ ‌‌‍‍​‌ ‌​‌ ‌​‌ ​​‌ ​ ​‍‌‌​ ​ ‌​​‌​‍‌‌​ ​‍‌​‌‍​‍‌‌​ ​‍‌​‌‍‌‍​ ‌‍‍​‌‍‌‌‌‍ ​‌ ​ ‌‍‌‌‌‍​‌‌ ​​‌‍‍‌‌‍‌‌‌ ​‍‌ ​ ​‍ ‍‌ ​ ‌‍​‌‌‍ ‍‌‍‍‌‌ ‌​‌ ‍‌​‍ ‍‌ ​ ‌ ‌​‌ ‌‌‌‍‌​‌‍‍‌‌‍ ​‍‌‍‌‍‍‌‌‍‌​​ ‌‌‍‌‍‌‍ ‌‍ ‌ ‌​‌‍‌‌‌ ​‍​‍‌‍‌ ‌​‌ ‍‌‌ ​​‌‍‌‌​ ‌‌‍‌‍‌‍ ‌‍ ‌ ‌​‌‍‌‌‌ ​‍​‍‌‍‌ ​​‌‍​‌‌ ‌​‌‍‍​​ ‌‌‍​ ‌‍ ‌‍ ​‌ ‌‌‌‍ ‌‌‍ ‍‌ ​ ​‍‌‌​ ‌‌‌​​‍‌‌ ‌‍‍ ‌‍‌‌‌ ‍‌​‍‌‌​ ​ ‌​‌​​‍‌‌​ ​ ‌​‌​​‍‌‌​ ​‍​ ​‍‌‍‌‌‌‍​‍​ ​‍​ ‍​‌‍​ ​ ‌‌‌‍​ ‌‍​ ‌‍‌‌‌‍​‍‌‍​‌​ ​‌​‍‌‌​ ​‍​ ​‍​‍‌‌​ ‌‌‌​‌​​‍ ‍‌ ‌​‌‍‍‌‌ ‌​‌‍ ​‌‍‌‌​‍‌‍‌ ​​‌‍‌‌‌ ​‍‌ ​ ‌ ​​‌‍‌‌‌‍​ ‌ ‌​‌‍‍‌‌ ‌‍‌‍‌‌​ ‌‌ ​​‌ ‌‌‌‍​‍‌‍ ​‌‍‍‌‌ ​ ‌‍‍​‌‍‌‌‌‍‌​​‍​‍‌ ‌
Fitness​​​​‌ ‍ ​‍​‍‌‍ ‌ ​‍‌‍‍‌‌‍‌ ‌‍‍‌‌‍ ‍​‍​‍​ ‍‍​‍​‍‌ ​ ‌‍​‌‌‍ ‍‌‍‍‌‌ ‌​‌ ‍‌​‍ ‍‌‍‍‌‌‍ ​‍​‍​‍ ​​‍​‍‌‍‍​‌ ​‍‌‍‌‌‌‍‌‍​‍​‍​ ‍‍​‍​‍‌‍‍​‌ ‌​‌ ‌​‌ ​​‌ ​ ​ ‍‍​‍ ​‍ ‌‍​ ‌‍‍​‌‍‌‌‌‍ ​‌ ​ ‌‍‌‌‌‍​‌‌ ​​‌‍‍‌‌‍‌‌‌ ​‍‌ ​ ​‍ ‍‌ ​ ‌‍​‌‌‍ ‍‌‍‍‌‌ ‌​‌ ‍‌​‍ ‍‌ ​ ‌ ‌​‌ ‌‌‌‍‌​‌‍‍‌‌‍ ​‍ ‌‍‍‌‌‍ ‍‌ ‌​‌‍‌‌‌‍ ‍‌ ‌​​‍ ‌‍‌‌‌‍‌​‌‍‍‌‌ ‌​​‍ ‌‍ ‌‌‍ ‌‍‌​‌‍‌‌​ ‌‌ ​​‌ ​‍‌‍‌‌‌ ​ ‌‍‌‌‌‍ ‍‌ ‌​‌‍​‌‌ ‌​‌‍‍‌‌‍ ‌‍ ‍​ ‍ ‌‍‍‌‌‍‌​​ ‌‌‍‌‍‌‍ ‌‍ ‌ ‌​‌‍‌‌‌ ​‍​ ‍ ‌ ‌​‌ ‍‌‌ ​​‌‍‌‌​ ‌‌‍‌‍‌‍ ‌‍ ‌ ‌​‌‍‌‌‌ ​‍​ ‍ ‌ ​​‌‍​‌‌ ‌​‌‍‍​​ ‌‌‍​ ‌‍ ‌‍ ​‌ ‌‌‌‍ ‌‌‍ ‍‌ ​ ​‍‌‌​ ‌‌‌​​‍‌‌ ‌‍‍ ‌‍‌‌‌ ‍‌​‍‌‌​ ​ ‌​‌​​‍‌‌​ ​ ‌​‌​​‍‌‌​ ​‍​ ​‍‌‍‌‌‌‍​‍​ ​‍​ ‍​‌‍​ ​ ‌‌‌‍​ ‌‍​ ‌‍‌‌‌‍​‍‌‍​‌​ ​‌​‍‌‌​ ​‍​ ​‍​‍‌‌​ ‌‌‌​‌​​‍ ‍‌‍ ​‌‍‍‌‌‍ ‍‌‍‍ ‌ ​ ​‍‌‌​ ‌‌‌​​‍‌‌ ‌‍‍ ‌‍‌‌‌ ‍‌​‍‌‌​ ​ ‌​‌​​‍‌‌​ ​ ‌​‌​​‍‌‌​ ​‍​ ​‍​ ​‍​ ​ ​ ​ ‌‍​ ‌‍‌‌​ ‍​​ ‌‍​ ​‌​ ‌​‌‍​‌‌‍​ ​ ‍‌​‍‌‌​ ​‍​ ​‍​‍‌‌​ ‌‌‌​‌​​‍ ‍‌‍ ‍‌‍​‌‌‍ ‌‌‍‌‌​ ‌‍​‍‌‍​‌‌ ​ ‌‍‌‌‌‌‌‌‌ ​‍‌‍ ​​ ‌‌‍‍​‌ ‌​‌ ‌​‌ ​​‌ ​ ​‍‌‌​ ​ ‌​​‌​‍‌‌​ ​‍‌​‌‍​‍‌‌​ ​‍‌​‌‍‌‍​ ‌‍‍​‌‍‌‌‌‍ ​‌ ​ ‌‍‌‌‌‍​‌‌ ​​‌‍‍‌‌‍‌‌‌ ​‍‌ ​ ​‍ ‍‌ ​ ‌‍​‌‌‍ ‍‌‍‍‌‌ ‌​‌ ‍‌​‍ ‍‌ ​ ‌ ‌​‌ ‌‌‌‍‌​‌‍‍‌‌‍ ​‍‌‍‌‍‍‌‌‍‌​​ ‌‌‍‌‍‌‍ ‌‍ ‌ ‌​‌‍‌‌‌ ​‍​‍‌‍‌ ‌​‌ ‍‌‌ ​​‌‍‌‌​ ‌‌‍‌‍‌‍ ‌‍ ‌ ‌​‌‍‌‌‌ ​‍​‍‌‍‌ ​​‌‍​‌‌ ‌​‌‍‍​​ ‌‌‍​ ‌‍ ‌‍ ​‌ ‌‌‌‍ ‌‌‍ ‍‌ ​ ​‍‌‌​ ‌‌‌​​‍‌‌ ‌‍‍ ‌‍‌‌‌ ‍‌​‍‌‌​ ​ ‌​‌​​‍‌‌​ ​ ‌​‌​​‍‌‌​ ​‍​ ​‍‌‍‌‌‌‍​‍​ ​‍​ ‍​‌‍​ ​ ‌‌‌‍​ ‌‍​ ‌‍‌‌‌‍​‍‌‍​‌​ ​‌​‍‌‌​ ​‍​ ​‍​‍‌‌​ ‌‌‌​‌​​‍ ‍‌‍ ​‌‍‍‌‌‍ ‍‌‍‍ ‌ ​ ​‍‌‌​ ‌‌‌​​‍‌‌ ‌‍‍ ‌‍‌‌‌ ‍‌​‍‌‌​ ​ ‌​‌​​‍‌‌​ ​ ‌​‌​​‍‌‌​ ​‍​ ​‍​ ​‍​ ​ ​ ​ ‌‍​ ‌‍‌‌​ ‍​​ ‌‍​ ​‌​ ‌​‌‍​‌‌‍​ ​ ‍‌​‍‌‌​ ​‍​ ​‍​‍‌‌​ ‌‌‌​‌​​‍ ‍‌‍ ‍‌‍​‌‌‍ ‌‌‍‌‌​‍‌‍‌ ​​‌‍‌‌‌ ​‍‌ ​ ‌ ​​‌‍‌‌‌‍​ ‌ ‌​‌‍‍‌‌ ‌‍‌‍‌‌​ ‌‌ ​​‌ ‌‌‌‍​‍‌‍ ​‌‍‍‌‌ ​ ‌‍‍​‌‍‌‌‌‍‌​​‍​‍‌ ‌
Field House Manhattan​​​​‌ ‍ ​‍​‍‌‍ ‌ ​‍‌‍‍‌‌‍‌ ‌‍‍‌‌‍ ‍​‍​‍​ ‍‍​‍​‍‌ ​ ‌‍​‌‌‍ ‍‌‍‍‌‌ ‌​‌ ‍‌​‍ ‍‌‍‍‌‌‍ ​‍​‍​‍ ​​‍​‍‌‍‍​‌ ​‍‌‍‌‌‌‍‌‍​‍​‍​ ‍‍​‍​‍‌‍‍​‌ ‌​‌ ‌​‌ ​​‌ ​ ​ ‍‍​‍ ​‍ ‌‍​ ‌‍‍​‌‍‌‌‌‍ ​‌ ​ ‌‍‌‌‌‍​‌‌ ​​‌‍‍‌‌‍‌‌‌ ​‍‌ ​ ​‍ ‍‌ ​ ‌‍​‌‌‍ ‍‌‍‍‌‌ ‌​‌ ‍‌​‍ ‍‌ ​ ‌ ‌​‌ ‌‌‌‍‌​‌‍‍‌‌‍ ​‍ ‌‍‍‌‌‍ ‍‌ ‌​‌‍‌‌‌‍ ‍‌ ‌​​‍ ‌‍‌‌‌‍‌​‌‍‍‌‌ ‌​​‍ ‌‍ ‌‌‍ ‌‍‌​‌‍‌‌​ ‌‌ ​​‌ ​‍‌‍‌‌‌ ​ ‌‍‌‌‌‍ ‍‌ ‌​‌‍​‌‌ ‌​‌‍‍‌‌‍ ‌‍ ‍​ ‍ ‌‍‍‌‌‍‌​​ ‌‌‍‌‍‌‍ ‌‍ ‌ ‌​‌‍‌‌‌ ​‍​ ‍ ‌ ‌​‌ ‍‌‌ ​​‌‍‌‌​ ‌‌‍‌‍‌‍ ‌‍ ‌ ‌​‌‍‌‌‌ ​‍​ ‍ ‌ ​​‌‍​‌‌ ‌​‌‍‍​​ ‌‌‍​ ‌‍ ‌‍ ​‌ ‌‌‌‍ ‌‌‍ ‍‌ ​ ​‍‌‌​ ‌‌‌​​‍‌‌ ‌‍‍ ‌‍‌‌‌ ‍‌​‍‌‌​ ​ ‌​‌​​‍‌‌​ ​ ‌​‌​​‍‌‌​ ​‍​ ​‍‌‍‌‌‌‍​‍​ ​‍​ ‍​‌‍​ ​ ‌‌‌‍​ ‌‍​ ‌‍‌‌‌‍​‍‌‍​‌​ ​‌​‍‌‌​ ​‍​ ​‍​‍‌‌​ ‌‌‌​‌​​‍ ‍‌‍ ​‌‍‍‌‌‍ ‍‌‍‍ ‌ ​ ​‍‌‌​ ‌‌‌​​‍‌‌ ‌‍‍ ‌‍‌‌‌ ‍‌​‍‌‌​ ​ ‌​‌​​‍‌‌​ ​ ‌​‌​​‍‌‌​ ​‍​ ​‍​ ​‌​ ​ ​ ​‌‌‍​‍​ ​​​ ​‌‌‍​‌​ ‌ ​ ​‍​ ​‍​ ‌‍​ ‌​​‍‌‌​ ​‍​ ​‍​‍‌‌​ ‌‌‌​‌​​‍ ‍‌‍ ‍‌‍​‌‌‍ ‌‌‍‌‌​ ‌‍​‍‌‍​‌‌ ​ ‌‍‌‌‌‌‌‌‌ ​‍‌‍ ​​ ‌‌‍‍​‌ ‌​‌ ‌​‌ ​​‌ ​ ​‍‌‌​ ​ ‌​​‌​‍‌‌​ ​‍‌​‌‍​‍‌‌​ ​‍‌​‌‍‌‍​ ‌‍‍​‌‍‌‌‌‍ ​‌ ​ ‌‍‌‌‌‍​‌‌ ​​‌‍‍‌‌‍‌‌‌ ​‍‌ ​ ​‍ ‍‌ ​ ‌‍​‌‌‍ ‍‌‍‍‌‌ ‌​‌ ‍‌​‍ ‍‌ ​ ‌ ‌​‌ ‌‌‌‍‌​‌‍‍‌‌‍ ​‍‌‍‌‍‍‌‌‍‌​​ ‌‌‍‌‍‌‍ ‌‍ ‌ ‌​‌‍‌‌‌ ​‍​‍‌‍‌ ‌​‌ ‍‌‌ ​​‌‍‌‌​ ‌‌‍‌‍‌‍ ‌‍ ‌ ‌​‌‍‌‌‌ ​‍​‍‌‍‌ ​​‌‍​‌‌ ‌​‌‍‍​​ ‌‌‍​ ‌‍ ‌‍ ​‌ ‌‌‌‍ ‌‌‍ ‍‌ ​ ​‍‌‌​ ‌‌‌​​‍‌‌ ‌‍‍ ‌‍‌‌‌ ‍‌​‍‌‌​ ​ ‌​‌​​‍‌‌​ ​ ‌​‌​​‍‌‌​ ​‍​ ​‍‌‍‌‌‌‍​‍​ ​‍​ ‍​‌‍​ ​ ‌‌‌‍​ ‌‍​ ‌‍‌‌‌‍​‍‌‍​‌​ ​‌​‍‌‌​ ​‍​ ​‍​‍‌‌​ ‌‌‌​‌​​‍ ‍‌‍ ​‌‍‍‌‌‍ ‍‌‍‍ ‌ ​ ​‍‌‌​ ‌‌‌​​‍‌‌ ‌‍‍ ‌‍‌‌‌ ‍‌​‍‌‌​ ​ ‌​‌​​‍‌‌​ ​ ‌​‌​​‍‌‌​ ​‍​ ​‍​ ​‌​ ​ ​ ​‌‌‍​‍​ ​​​ ​‌‌‍​‌​ ‌ ​ ​‍​ ​‍​ ‌‍​ ‌​​‍‌‌​ ​‍​ ​‍​‍‌‌​ ‌‌‌​‌​​‍ ‍‌‍ ‍‌‍​‌‌‍ ‌‌‍‌‌​‍‌‍‌ ​​‌‍‌‌‌ ​‍‌ ​ ‌ ​​‌‍‌‌‌‍​ ‌ ‌​‌‍‍‌‌ ‌‍‌‍‌‌​ ‌‌ ​​‌ ‌‌‌‍​‍‌‍ ​‌‍‍‌‌ ​ ‌‍‍​‌‍‌‌‌‍‌​​‍​‍‌ ‌
Field House Brooklyn​​​​‌ ‍ ​‍​‍‌‍ ‌ ​‍‌‍‍‌‌‍‌ ‌‍‍‌‌‍ ‍​‍​‍​ ‍‍​‍​‍‌ ​ ‌‍​‌‌‍ ‍‌‍‍‌‌ ‌​‌ ‍‌​‍ ‍‌‍‍‌‌‍ ​‍​‍​‍ ​​‍​‍‌‍‍​‌ ​‍‌‍‌‌‌‍‌‍​‍​‍​ ‍‍​‍​‍‌‍‍​‌ ‌​‌ ‌​‌ ​​‌ ​ ​ ‍‍​‍ ​‍ ‌‍​ ‌‍‍​‌‍‌‌‌‍ ​‌ ​ ‌‍‌‌‌‍​‌‌ ​​‌‍‍‌‌‍‌‌‌ ​‍‌ ​ ​‍ ‍‌ ​ ‌‍​‌‌‍ ‍‌‍‍‌‌ ‌​‌ ‍‌​‍ ‍‌ ​ ‌ ‌​‌ ‌‌‌‍‌​‌‍‍‌‌‍ ​‍ ‌‍‍‌‌‍ ‍‌ ‌​‌‍‌‌‌‍ ‍‌ ‌​​‍ ‌‍‌‌‌‍‌​‌‍‍‌‌ ‌​​‍ ‌‍ ‌‌‍ ‌‍‌​‌‍‌‌​ ‌‌ ​​‌ ​‍‌‍‌‌‌ ​ ‌‍‌‌‌‍ ‍‌ ‌​‌‍​‌‌ ‌​‌‍‍‌‌‍ ‌‍ ‍​ ‍ ‌‍‍‌‌‍‌​​ ‌‌‍‌‍‌‍ ‌‍ ‌ ‌​‌‍‌‌‌ ​‍​ ‍ ‌ ‌​‌ ‍‌‌ ​​‌‍‌‌​ ‌‌‍‌‍‌‍ ‌‍ ‌ ‌​‌‍‌‌‌ ​‍​ ‍ ‌ ​​‌‍​‌‌ ‌​‌‍‍​​ ‌‌‍​ ‌‍ ‌‍ ​‌ ‌‌‌‍ ‌‌‍ ‍‌ ​ ​‍‌‌​ ‌‌‌​​‍‌‌ ‌‍‍ ‌‍‌‌‌ ‍‌​‍‌‌​ ​ ‌​‌​​‍‌‌​ ​ ‌​‌​​‍‌‌​ ​‍​ ​‍‌‍‌‌‌‍​‍​ ​‍​ ‍​‌‍​ ​ ‌‌‌‍​ ‌‍​ ‌‍‌‌‌‍​‍‌‍​‌​ ​‌​‍‌‌​ ​‍​ ​‍​‍‌‌​ ‌‌‌​‌​​‍ ‍‌‍ ​‌‍‍‌‌‍ ‍‌‍‍ ‌ ​ ​‍‌‌​ ‌‌‌​​‍‌‌ ‌‍‍ ‌‍‌‌‌ ‍‌​‍‌‌​ ​ ‌​‌​​‍‌‌​ ​ ‌​‌​​‍‌‌​ ​‍​ ​‍​ ‌‍​ ‍​​ ‌ ‌‍‌​​ ​‌​ ​‍​ ‌‌​ ‌‍​ ​‍​ ​‌‌‍​ ​ ​‌​‍‌‌​ ​‍​ ​‍​‍‌‌​ ‌‌‌​‌​​‍ ‍‌‍ ‍‌‍​‌‌‍ ‌‌‍‌‌​ ‌‍​‍‌‍​‌‌ ​ ‌‍‌‌‌‌‌‌‌ ​‍‌‍ ​​ ‌‌‍‍​‌ ‌​‌ ‌​‌ ​​‌ ​ ​‍‌‌​ ​ ‌​​‌​‍‌‌​ ​‍‌​‌‍​‍‌‌​ ​‍‌​‌‍‌‍​ ‌‍‍​‌‍‌‌‌‍ ​‌ ​ ‌‍‌‌‌‍​‌‌ ​​‌‍‍‌‌‍‌‌‌ ​‍‌ ​ ​‍ ‍‌ ​ ‌‍​‌‌‍ ‍‌‍‍‌‌ ‌​‌ ‍‌​‍ ‍‌ ​ ‌ ‌​‌ ‌‌‌‍‌​‌‍‍‌‌‍ ​‍‌‍‌‍‍‌‌‍‌​​ ‌‌‍‌‍‌‍ ‌‍ ‌ ‌​‌‍‌‌‌ ​‍​‍‌‍‌ ‌​‌ ‍‌‌ ​​‌‍‌‌​ ‌‌‍‌‍‌‍ ‌‍ ‌ ‌​‌‍‌‌‌ ​‍​‍‌‍‌ ​​‌‍​‌‌ ‌​‌‍‍​​ ‌‌‍​ ‌‍ ‌‍ ​‌ ‌‌‌‍ ‌‌‍ ‍‌ ​ ​‍‌‌​ ‌‌‌​​‍‌‌ ‌‍‍ ‌‍‌‌‌ ‍‌​‍‌‌​ ​ ‌​‌​​‍‌‌​ ​ ‌​‌​​‍‌‌​ ​‍​ ​‍‌‍‌‌‌‍​‍​ ​‍​ ‍​‌‍​ ​ ‌‌‌‍​ ‌‍​ ‌‍‌‌‌‍​‍‌‍​‌​ ​‌​‍‌‌​ ​‍​ ​‍​‍‌‌​ ‌‌‌​‌​​‍ ‍‌‍ ​‌‍‍‌‌‍ ‍‌‍‍ ‌ ​ ​‍‌‌​ ‌‌‌​​‍‌‌ ‌‍‍ ‌‍‌‌‌ ‍‌​‍‌‌​ ​ ‌​‌​​‍‌‌​ ​ ‌​‌​​‍‌‌​ ​‍​ ​‍​ ‌‍​ ‍​​ ‌ ‌‍‌​​ ​‌​ ​‍​ ‌‌​ ‌‍​ ​‍​ ​‌‌‍​ ​ ​‌​‍‌‌​ ​‍​ ​‍​‍‌‌​ ‌‌‌​‌​​‍ ‍‌‍ ‍‌‍​‌‌‍ ‌‌‍‌‌​‍‌‍‌ ​​‌‍‌‌‌ ​‍‌ ​ ‌ ​​‌‍‌‌‌‍​ ‌ ‌​‌‍‍‌‌ ‌‍‌‍‌‌​ ‌‌ ​​‌ ‌‌‌‍​‍‌‍ ​‌‍‍‌‌ ​ ‌‍‍​‌‍‌‌‌‍‌​​‍​‍‌ ‌
Sky Rink​​​​‌ ‍ ​‍​‍‌‍ ‌ ​‍‌‍‍‌‌‍‌ ‌‍‍‌‌‍ ‍​‍​‍​ ‍‍​‍​‍‌ ​ ‌‍​‌‌‍ ‍‌‍‍‌‌ ‌​‌ ‍‌​‍ ‍‌‍‍‌‌‍ ​‍​‍​‍ ​​‍​‍‌‍‍​‌ ​‍‌‍‌‌‌‍‌‍​‍​‍​ ‍‍​‍​‍‌‍‍​‌ ‌​‌ ‌​‌ ​​‌ ​ ​ ‍‍​‍ ​‍ ‌‍​ ‌‍‍​‌‍‌‌‌‍ ​‌ ​ ‌‍‌‌‌‍​‌‌ ​​‌‍‍‌‌‍‌‌‌ ​‍‌ ​ ​‍ ‍‌ ​ ‌‍​‌‌‍ ‍‌‍‍‌‌ ‌​‌ ‍‌​‍ ‍‌ ​ ‌ ‌​‌ ‌‌‌‍‌​‌‍‍‌‌‍ ​‍ ‌‍‍‌‌‍ ‍‌ ‌​‌‍‌‌‌‍ ‍‌ ‌​​‍ ‌‍‌‌‌‍‌​‌‍‍‌‌ ‌​​‍ ‌‍ ‌‌‍ ‌‍‌​‌‍‌‌​ ‌‌ ​​‌ ​‍‌‍‌‌‌ ​ ‌‍‌‌‌‍ ‍‌ ‌​‌‍​‌‌ ‌​‌‍‍‌‌‍ ‌‍ ‍​ ‍ ‌‍‍‌‌‍‌​​ ‌‌‍‌‍‌‍ ‌‍ ‌ ‌​‌‍‌‌‌ ​‍​ ‍ ‌ ‌​‌ ‍‌‌ ​​‌‍‌‌​ ‌‌‍‌‍‌‍ ‌‍ ‌ ‌​‌‍‌‌‌ ​‍​ ‍ ‌ ​​‌‍​‌‌ ‌​‌‍‍​​ ‌‌‍​ ‌‍ ‌‍ ​‌ ‌‌‌‍ ‌‌‍ ‍‌ ​ ​‍‌‌​ ‌‌‌​​‍‌‌ ‌‍‍ ‌‍‌‌‌ ‍‌​‍‌‌​ ​ ‌​‌​​‍‌‌​ ​ ‌​‌​​‍‌‌​ ​‍​ ​‍‌‍‌‌‌‍​‍​ ​‍​ ‍​‌‍​ ​ ‌‌‌‍​ ‌‍​ ‌‍‌‌‌‍​‍‌‍​‌​ ​‌​‍‌‌​ ​‍​ ​‍​‍‌‌​ ‌‌‌​‌​​‍ ‍‌‍ ​‌‍‍‌‌‍ ‍‌‍‍ ‌ ​ ​‍‌‌​ ‌‌‌​​‍‌‌ ‌‍‍ ‌‍‌‌‌ ‍‌​‍‌‌​ ​ ‌​‌​​‍‌‌​ ​ ‌​‌​​‍‌‌​ ​‍​ ​‍​ ‌​​ ‌ ‌‍‌‍‌‍‌‍​ ​​​ ‌‍​ ‌‌​ ‌​‌‍‌​‌‍‌​​ ​‌‌‍​‍​‍‌‌​ ​‍​ ​‍​‍‌‌​ ‌‌‌​‌​​‍ ‍‌‍ ‍‌‍​‌‌‍ ‌‌‍‌‌​ ‌‍​‍‌‍​‌‌ ​ ‌‍‌‌‌‌‌‌‌ ​‍‌‍ ​​ ‌‌‍‍​‌ ‌​‌ ‌​‌ ​​‌ ​ ​‍‌‌​ ​ ‌​​‌​‍‌‌​ ​‍‌​‌‍​‍‌‌​ ​‍‌​‌‍‌‍​ ‌‍‍​‌‍‌‌‌‍ ​‌ ​ ‌‍‌‌‌‍​‌‌ ​​‌‍‍‌‌‍‌‌‌ ​‍‌ ​ ​‍ ‍‌ ​ ‌‍​‌‌‍ ‍‌‍‍‌‌ ‌​‌ ‍‌​‍ ‍‌ ​ ‌ ‌​‌ ‌‌‌‍‌​‌‍‍‌‌‍ ​‍‌‍‌‍‍‌‌‍‌​​ ‌‌‍‌‍‌‍ ‌‍ ‌ ‌​‌‍‌‌‌ ​‍​‍‌‍‌ ‌​‌ ‍‌‌ ​​‌‍‌‌​ ‌‌‍‌‍‌‍ ‌‍ ‌ ‌​‌‍‌‌‌ ​‍​‍‌‍‌ ​​‌‍​‌‌ ‌​‌‍‍​​ ‌‌‍​ ‌‍ ‌‍ ​‌ ‌‌‌‍ ‌‌‍ ‍‌ ​ ​‍‌‌​ ‌‌‌​​‍‌‌ ‌‍‍ ‌‍‌‌‌ ‍‌​‍‌‌​ ​ ‌​‌​​‍‌‌​ ​ ‌​‌​​‍‌‌​ ​‍​ ​‍‌‍‌‌‌‍​‍​ ​‍​ ‍​‌‍​ ​ ‌‌‌‍​ ‌‍​ ‌‍‌‌‌‍​‍‌‍​‌​ ​‌​‍‌‌​ ​‍​ ​‍​‍‌‌​ ‌‌‌​‌​​‍ ‍‌‍ ​‌‍‍‌‌‍ ‍‌‍‍ ‌ ​ ​‍‌‌​ ‌‌‌​​‍‌‌ ‌‍‍ ‌‍‌‌‌ ‍‌​‍‌‌​ ​ ‌​‌​​‍‌‌​ ​ ‌​‌​​‍‌‌​ ​‍​ ​‍​ ‌​​ ‌ ‌‍‌‍‌‍‌‍​ ​​​ ‌‍​ ‌‌​ ‌​‌‍‌​‌‍‌​​ ​‌‌‍​‍​‍‌‌​ ​‍​ ​‍​‍‌‌​ ‌‌‌​‌​​‍ ‍‌‍ ‍‌‍​‌‌‍ ‌‌‍‌‌​‍‌‍‌ ​​‌‍‌‌‌ ​‍‌ ​ ‌ ​​‌‍‌‌‌‍​ ‌ ‌​‌‍‍‌‌ ‌‍‌‍‌‌​ ‌‌ ​​‌ ‌‌‌‍​‍‌‍ ​‌‍‍‌‌ ​ ‌‍‍​‌‍‌‌‌‍‌​​‍​‍‌ ‌
Swim​​​​‌ ‍ ​‍​‍‌‍ ‌ ​‍‌‍‍‌‌‍‌ ‌‍‍‌‌‍ ‍​‍​‍​ ‍‍​‍​‍‌ ​ ‌‍​‌‌‍ ‍‌‍‍‌‌ ‌​‌ ‍‌​‍ ‍‌‍‍‌‌‍ ​‍​‍​‍ ​​‍​‍‌‍‍​‌ ​‍‌‍‌‌‌‍‌‍​‍​‍​ ‍‍​‍​‍‌‍‍​‌ ‌​‌ ‌​‌ ​​‌ ​ ​ ‍‍​‍ ​‍ ‌‍​ ‌‍‍​‌‍‌‌‌‍ ​‌ ​ ‌‍‌‌‌‍​‌‌ ​​‌‍‍‌‌‍‌‌‌ ​‍‌ ​ ​‍ ‍‌ ​ ‌‍​‌‌‍ ‍‌‍‍‌‌ ‌​‌ ‍‌​‍ ‍‌ ​ ‌ ‌​‌ ‌‌‌‍‌​‌‍‍‌‌‍ ​‍ ‌‍‍‌‌‍ ‍‌ ‌​‌‍‌‌‌‍ ‍‌ ‌​​‍ ‌‍‌‌‌‍‌​‌‍‍‌‌ ‌​​‍ ‌‍ ‌‌‍ ‌‍‌​‌‍‌‌​ ‌‌ ​​‌ ​‍‌‍‌‌‌ ​ ‌‍‌‌‌‍ ‍‌ ‌​‌‍​‌‌ ‌​‌‍‍‌‌‍ ‌‍ ‍​ ‍ ‌‍‍‌‌‍‌​​ ‌‌‍‌‍‌‍ ‌‍ ‌ ‌​‌‍‌‌‌ ​‍​ ‍ ‌ ‌​‌ ‍‌‌ ​​‌‍‌‌​ ‌‌‍‌‍‌‍ ‌‍ ‌ ‌​‌‍‌‌‌ ​‍​ ‍ ‌ ​​‌‍​‌‌ ‌​‌‍‍​​ ‌‌‍​ ‌‍ ‌‍ ​‌ ‌‌‌‍ ‌‌‍ ‍‌ ​ ​‍‌‌​ ‌‌‌​​‍‌‌ ‌‍‍ ‌‍‌‌‌ ‍‌​‍‌‌​ ​ ‌​‌​​‍‌‌​ ​ ‌​‌​​‍‌‌​ ​‍​ ​‍‌‍‌‌‌‍​‍​ ​‍​ ‍​‌‍​ ​ ‌‌‌‍​ ‌‍​ ‌‍‌‌‌‍​‍‌‍​‌​ ​‌​‍‌‌​ ​‍​ ​‍​‍‌‌​ ‌‌‌​‌​​‍ ‍‌‍ ​‌‍‍‌‌‍ ‍‌‍‍ ‌ ​ ​‍‌‌​ ‌‌‌​​‍‌‌ ‌‍‍ ‌‍‌‌‌ ‍‌​‍‌‌​ ​ ‌​‌​​‍‌‌​ ​ ‌​‌​​‍‌‌​ ​‍​ ​‍‌‍‌‍‌‍‌‍​ ​​​ ‌‌​ ‌‌​ ‌​​ ​‍‌‍​ ​ ​‌​ ​ ‌‍​ ‌‍​‌‌‍​ ‌‍‌‌​ ‌‍​ ​‌​ ​ ‌‍​ ‌‍​‍​ ‌​​ ‍​‌‍‌​​ ‍​​ ‌‍​ ‌‌‌‍​‍​ ‌​​ ‌​​ ​‌​ ‍‌​ ‍‌‌‍​ ​‍‌‌​ ​‍​ ​‍​‍‌‌​ ‌‌‌​‌​​‍ ‍‌‍ ‍‌‍​‌‌‍ ‌‌‍‌‌​ ‌‍​‍‌‍​‌‌ ​ ‌‍‌‌‌‌‌‌‌ ​‍‌‍ ​​ ‌‌‍‍​‌ ‌​‌ ‌​‌ ​​‌ ​ ​‍‌‌​ ​ ‌​​‌​‍‌‌​ ​‍‌​‌‍​‍‌‌​ ​‍‌​‌‍‌‍​ ‌‍‍​‌‍‌‌‌‍ ​‌ ​ ‌‍‌‌‌‍​‌‌ ​​‌‍‍‌‌‍‌‌‌ ​‍‌ ​ ​‍ ‍‌ ​ ‌‍​‌‌‍ ‍‌‍‍‌‌ ‌​‌ ‍‌​‍ ‍‌ ​ ‌ ‌​‌ ‌‌‌‍‌​‌‍‍‌‌‍ ​‍‌‍‌‍‍‌‌‍‌​​ ‌‌‍‌‍‌‍ ‌‍ ‌ ‌​‌‍‌‌‌ ​‍​‍‌‍‌ ‌​‌ ‍‌‌ ​​‌‍‌‌​ ‌‌‍‌‍‌‍ ‌‍ ‌ ‌​‌‍‌‌‌ ​‍​‍‌‍‌ ​​‌‍​‌‌ ‌​‌‍‍​​ ‌‌‍​ ‌‍ ‌‍ ​‌ ‌‌‌‍ ‌‌‍ ‍‌ ​ ​‍‌‌​ ‌‌‌​​‍‌‌ ‌‍‍ ‌‍‌‌‌ ‍‌​‍‌‌​ ​ ‌​‌​​‍‌‌​ ​ ‌​‌​​‍‌‌​ ​‍​ ​‍‌‍‌‌‌‍​‍​ ​‍​ ‍​‌‍​ ​ ‌‌‌‍​ ‌‍​ ‌‍‌‌‌‍​‍‌‍​‌​ ​‌​‍‌‌​ ​‍​ ​‍​‍‌‌​ ‌‌‌​‌​​‍ ‍‌‍ ​‌‍‍‌‌‍ ‍‌‍‍ ‌ ​ ​‍‌‌​ ‌‌‌​​‍‌‌ ‌‍‍ ‌‍‌‌‌ ‍‌​‍‌‌​ ​ ‌​‌​​‍‌‌​ ​ ‌​‌​​‍‌‌​ ​‍​ ​‍‌‍‌‍‌‍‌‍​ ​​​ ‌‌​ ‌‌​ ‌​​ ​‍‌‍​ ​ ​‌​ ​ ‌‍​ ‌‍​‌‌‍​ ‌‍‌‌​ ‌‍​ ​‌​ ​ ‌‍​ ‌‍​‍​ ‌​​ ‍​‌‍‌​​ ‍​​ ‌‍​ ‌‌‌‍​‍​ ‌​​ ‌​​ ​‌​ ‍‌​ ‍‌‌‍​ ​‍‌‌​ ​‍​ ​‍​‍‌‌​ ‌‌‌​‌​​‍ ‍‌‍ ‍‌‍​‌‌‍ ‌‌‍‌‌​‍‌‍‌ ​​‌‍‌‌‌ ​‍‌ ​ ‌ ​​‌‍‌‌‌‍​ ‌ ‌​‌‍‍‌‌ ‌‍‌‍‌‌​ ‌‌ ​​‌ ‌‌‌‍​‍‌‍ ​‌‍‍‌‌ ​ ‌‍‍​‌‍‌‌‌‍‌​​‍​‍‌ ‌
Golf Club​​​​‌ ‍ ​‍​‍‌‍ ‌ ​‍‌‍‍‌‌‍‌ ‌‍‍‌‌‍ ‍​‍​‍​ ‍‍​‍​‍‌ ​ ‌‍​‌‌‍ ‍‌‍‍‌‌ ‌​‌ ‍‌​‍ ‍‌‍‍‌‌‍ ​‍​‍​‍ ​​‍​‍‌‍‍​‌ ​‍‌‍‌‌‌‍‌‍​‍​‍​ ‍‍​‍​‍‌‍‍​‌ ‌​‌ ‌​‌ ​​‌ ​ ​ ‍‍​‍ ​‍ ‌‍​ ‌‍‍​‌‍‌‌‌‍ ​‌ ​ ‌‍‌‌‌‍​‌‌ ​​‌‍‍‌‌‍‌‌‌ ​‍‌ ​ ​‍ ‍‌ ​ ‌‍​‌‌‍ ‍‌‍‍‌‌ ‌​‌ ‍‌​‍ ‍‌ ​ ‌ ‌​‌ ‌‌‌‍‌​‌‍‍‌‌‍ ​‍ ‌‍‍‌‌‍ ‍‌ ‌​‌‍‌‌‌‍ ‍‌ ‌​​‍ ‌‍‌‌‌‍‌​‌‍‍‌‌ ‌​​‍ ‌‍ ‌‌‍ ‌‍‌​‌‍‌‌​ ‌‌ ​​‌ ​‍‌‍‌‌‌ ​ ‌‍‌‌‌‍ ‍‌ ‌​‌‍​‌‌ ‌​‌‍‍‌‌‍ ‌‍ ‍​ ‍ ‌‍‍‌‌‍‌​​ ‌‌‍‌‍‌‍ ‌‍ ‌ ‌​‌‍‌‌‌ ​‍​ ‍ ‌ ‌​‌ ‍‌‌ ​​‌‍‌‌​ ‌‌‍‌‍‌‍ ‌‍ ‌ ‌​‌‍‌‌‌ ​‍​ ‍ ‌ ​​‌‍​‌‌ ‌​‌‍‍​​ ‌‌‍​ ‌‍ ‌‍ ​‌ ‌‌‌‍ ‌‌‍ ‍‌ ​ ​‍‌‌​ ‌‌‌​​‍‌‌ ‌‍‍ ‌‍‌‌‌ ‍‌​‍‌‌​ ​ ‌​‌​​‍‌‌​ ​ ‌​‌​​‍‌‌​ ​‍​ ​‍‌‍‌‌‌‍​‍​ ​‍​ ‍​‌‍​ ​ ‌‌‌‍​ ‌‍​ ‌‍‌‌‌‍​‍‌‍​‌​ ​‌​‍‌‌​ ​‍​ ​‍​‍‌‌​ ‌‌‌​‌​​‍ ‍‌‍ ​‌‍‍‌‌‍ ‍‌‍‍ ‌ ​ ​‍‌‌​ ‌‌‌​​‍‌‌ ‌‍‍ ‌‍‌‌‌ ‍‌​‍‌‌​ ​ ‌​‌​​‍‌‌​ ​ ‌​‌​​‍‌‌​ ​‍​ ​‍​ ‌​‌‍‌‌​ ‌‍‌‍‌​​ ​‍​ ‌‍​ ​‍‌‍‌‍‌‍​‌‌‍​ ‌‍​ ‌‍​ ​‍‌‌​ ​‍​ ​‍​‍‌‌​ ‌‌‌​‌​​‍ ‍‌‍ ‍‌‍​‌‌‍ ‌‌‍‌‌​ ‌‍​‍‌‍​‌‌ ​ ‌‍‌‌‌‌‌‌‌ ​‍‌‍ ​​ ‌‌‍‍​‌ ‌​‌ ‌​‌ ​​‌ ​ ​‍‌‌​ ​ ‌​​‌​‍‌‌​ ​‍‌​‌‍​‍‌‌​ ​‍‌​‌‍‌‍​ ‌‍‍​‌‍‌‌‌‍ ​‌ ​ ‌‍‌‌‌‍​‌‌ ​​‌‍‍‌‌‍‌‌‌ ​‍‌ ​ ​‍ ‍‌ ​ ‌‍​‌‌‍ ‍‌‍‍‌‌ ‌​‌ ‍‌​‍ ‍‌ ​ ‌ ‌​‌ ‌‌‌‍‌​‌‍‍‌‌‍ ​‍‌‍‌‍‍‌‌‍‌​​ ‌‌‍‌‍‌‍ ‌‍ ‌ ‌​‌‍‌‌‌ ​‍​‍‌‍‌ ‌​‌ ‍‌‌ ​​‌‍‌‌​ ‌‌‍‌‍‌‍ ‌‍ ‌ ‌​‌‍‌‌‌ ​‍​‍‌‍‌ ​​‌‍​‌‌ ‌​‌‍‍​​ ‌‌‍​ ‌‍ ‌‍ ​‌ ‌‌‌‍ ‌‌‍ ‍‌ ​ ​‍‌‌​ ‌‌‌​​‍‌‌ ‌‍‍ ‌‍‌‌‌ ‍‌​‍‌‌​ ​ ‌​‌​​‍‌‌​ ​ ‌​‌​​‍‌‌​ ​‍​ ​‍‌‍‌‌‌‍​‍​ ​‍​ ‍​‌‍​ ​ ‌‌‌‍​ ‌‍​ ‌‍‌‌‌‍​‍‌‍​‌​ ​‌​‍‌‌​ ​‍​ ​‍​‍‌‌​ ‌‌‌​‌​​‍ ‍‌‍ ​‌‍‍‌‌‍ ‍‌‍‍ ‌ ​ ​‍‌‌​ ‌‌‌​​‍‌‌ ‌‍‍ ‌‍‌‌‌ ‍‌​‍‌‌​ ​ ‌​‌​​‍‌‌​ ​ ‌​‌​​‍‌‌​ ​‍​ ​‍​ ‌​‌‍‌‌​ ‌‍‌‍‌​​ ​‍​ ‌‍​ ​‍‌‍‌‍‌‍​‌‌‍​ ‌‍​ ‌‍​ ​‍‌‌​ ​‍​ ​‍​‍‌‌​ ‌‌‌​‌​​‍ ‍‌‍ ‍‌‍​‌‌‍ ‌‌‍‌‌​‍‌‍‌ ​​‌‍‌‌‌ ​‍‌ ​ ‌ ​​‌‍‌‌‌‍​ ‌ ‌​‌‍‍‌‌ ‌‍‌‍‌‌​ ‌‌ ​​‌ ‌‌‌‍​‍‌‍ ​‌‍‍‌‌ ​ ‌‍‍​‌‍‌‌‌‍‌​​‍​‍‌ ‌
Athletic Club​​​​‌ ‍ ​‍​‍‌‍ ‌ ​‍‌‍‍‌‌‍‌ ‌‍‍‌‌‍ ‍​‍​‍​ ‍‍​‍​‍‌ ​ ‌‍​‌‌‍ ‍‌‍‍‌‌ ‌​‌ ‍‌​‍ ‍‌‍‍‌‌‍ ​‍​‍​‍ ​​‍​‍‌‍‍​‌ ​‍‌‍‌‌‌‍‌‍​‍​‍​ ‍‍​‍​‍‌‍‍​‌ ‌​‌ ‌​‌ ​​‌ ​ ​ ‍‍​‍ ​‍ ‌‍​ ‌‍‍​‌‍‌‌‌‍ ​‌ ​ ‌‍‌‌‌‍​‌‌ ​​‌‍‍‌‌‍‌‌‌ ​‍‌ ​ ​‍ ‍‌ ​ ‌‍​‌‌‍ ‍‌‍‍‌‌ ‌​‌ ‍‌​‍ ‍‌ ​ ‌ ‌​‌ ‌‌‌‍‌​‌‍‍‌‌‍ ​‍ ‌‍‍‌‌‍ ‍‌ ‌​‌‍‌‌‌‍ ‍‌ ‌​​‍ ‌‍‌‌‌‍‌​‌‍‍‌‌ ‌​​‍ ‌‍ ‌‌‍ ‌‍‌​‌‍‌‌​ ‌‌ ​​‌ ​‍‌‍‌‌‌ ​ ‌‍‌‌‌‍ ‍‌ ‌​‌‍​‌‌ ‌​‌‍‍‌‌‍ ‌‍ ‍​ ‍ ‌‍‍‌‌‍‌​​ ‌‌‍‌‍‌‍ ‌‍ ‌ ‌​‌‍‌‌‌ ​‍​ ‍ ‌ ‌​‌ ‍‌‌ ​​‌‍‌‌​ ‌‌‍‌‍‌‍ ‌‍ ‌ ‌​‌‍‌‌‌ ​‍​ ‍ ‌ ​​‌‍​‌‌ ‌​‌‍‍​​ ‌‌‍​ ‌‍ ‌‍ ​‌ ‌‌‌‍ ‌‌‍ ‍‌ ​ ​‍‌‌​ ‌‌‌​​‍‌‌ ‌‍‍ ‌‍‌‌‌ ‍‌​‍‌‌​ ​ ‌​‌​​‍‌‌​ ​ ‌​‌​​‍‌‌​ ​‍​ ​‍‌‍‌‌‌‍​‍​ ​‍​ ‍​‌‍​ ​ ‌‌‌‍​ ‌‍​ ‌‍‌‌‌‍​‍‌‍​‌​ ​‌​‍‌‌​ ​‍​ ​‍​‍‌‌​ ‌‌‌​‌​​‍ ‍‌‍ ​‌‍‍‌‌‍ ‍‌‍‍ ‌ ​ ​‍‌‌​ ‌‌‌​​‍‌‌ ‌‍‍ ‌‍‌‌‌ ‍‌​‍‌‌​ ​ ‌​‌​​‍‌‌​ ​ ‌​‌​​‍‌‌​ ​‍​ ​‍​ ‍​‌‍​‌​ ​ ​ ‌​‌‍​‌​ ‌ ‌‍‌​‌‍​‌​ ​ ​ ‍​‌‍‌‌‌‍​ ​‍‌‌​ ​‍​ ​‍​‍‌‌​ ‌‌‌​‌​​‍ ‍‌‍ ‍‌‍​‌‌‍ ‌‌‍‌‌​ ‌‍​‍‌‍​‌‌ ​ ‌‍‌‌‌‌‌‌‌ ​‍‌‍ ​​ ‌‌‍‍​‌ ‌​‌ ‌​‌ ​​‌ ​ ​‍‌‌​ ​ ‌​​‌​‍‌‌​ ​‍‌​‌‍​‍‌‌​ ​‍‌​‌‍‌‍​ ‌‍‍​‌‍‌‌‌‍ ​‌ ​ ‌‍‌‌‌‍​‌‌ ​​‌‍‍‌‌‍‌‌‌ ​‍‌ ​ ​‍ ‍‌ ​ ‌‍​‌‌‍ ‍‌‍‍‌‌ ‌​‌ ‍‌​‍ ‍‌ ​ ‌ ‌​‌ ‌‌‌‍‌​‌‍‍‌‌‍ ​‍‌‍‌‍‍‌‌‍‌​​ ‌‌‍‌‍‌‍ ‌‍ ‌ ‌​‌‍‌‌‌ ​‍​‍‌‍‌ ‌​‌ ‍‌‌ ​​‌‍‌‌​ ‌‌‍‌‍‌‍ ‌‍ ‌ ‌​‌‍‌‌‌ ​‍​‍‌‍‌ ​​‌‍​‌‌ ‌​‌‍‍​​ ‌‌‍​ ‌‍ ‌‍ ​‌ ‌‌‌‍ ‌‌‍ ‍‌ ​ ​‍‌‌​ ‌‌‌​​‍‌‌ ‌‍‍ ‌‍‌‌‌ ‍‌​‍‌‌​ ​ ‌​‌​​‍‌‌​ ​ ‌​‌​​‍‌‌​ ​‍​ ​‍‌‍‌‌‌‍​‍​ ​‍​ ‍​‌‍​ ​ ‌‌‌‍​ ‌‍​ ‌‍‌‌‌‍​‍‌‍​‌​ ​‌​‍‌‌​ ​‍​ ​‍​‍‌‌​ ‌‌‌​‌​​‍ ‍‌‍ ​‌‍‍‌‌‍ ‍‌‍‍ ‌ ​ ​‍‌‌​ ‌‌‌​​‍‌‌ ‌‍‍ ‌‍‌‌‌ ‍‌​‍‌‌​ ​ ‌​‌​​‍‌‌​ ​ ‌​‌​​‍‌‌​ ​‍​ ​‍​ ‍​‌‍​‌​ ​ ​ ‌​‌‍​‌​ ‌ ‌‍‌​‌‍​‌​ ​ ​ ‍​‌‍‌‌‌‍​ ​‍‌‌​ ​‍​ ​‍​‍‌‌​ ‌‌‌​‌​​‍ ‍‌‍ ‍‌‍​‌‌‍ ‌‌‍‌‌​‍‌‍‌ ​​‌‍‌‌‌ ​‍‌ ​ ‌ ​​‌‍‌‌‌‍​ ‌ ‌​‌‍‍‌‌ ‌‍‌‍‌‌​ ‌‌ ​​‌ ‌‌‌‍​‍‌‍ ​‌‍‍‌‌ ​ ‌‍‍​‌‍‌‌‌‍‌​​‍​‍‌ ‌
Marina​​​​‌ ‍ ​‍​‍‌‍ ‌ ​‍‌‍‍‌‌‍‌ ‌‍‍‌‌‍ ‍​‍​‍​ ‍‍​‍​‍‌ ​ ‌‍​‌‌‍ ‍‌‍‍‌‌ ‌​‌ ‍‌​‍ ‍‌‍‍‌‌‍ ​‍​‍​‍ ​​‍​‍‌‍‍​‌ ​‍‌‍‌‌‌‍‌‍​‍​‍​ ‍‍​‍​‍‌‍‍​‌ ‌​‌ ‌​‌ ​​‌ ​ ​ ‍‍​‍ ​‍ ‌‍​ ‌‍‍​‌‍‌‌‌‍ ​‌ ​ ‌‍‌‌‌‍​‌‌ ​​‌‍‍‌‌‍‌‌‌ ​‍‌ ​ ​‍ ‍‌ ​ ‌‍​‌‌‍ ‍‌‍‍‌‌ ‌​‌ ‍‌​‍ ‍‌ ​ ‌ ‌​‌ ‌‌‌‍‌​‌‍‍‌‌‍ ​‍ ‌‍‍‌‌‍ ‍‌ ‌​‌‍‌‌‌‍ ‍‌ ‌​​‍ ‌‍‌‌‌‍‌​‌‍‍‌‌ ‌​​‍ ‌‍ ‌‌‍ ‌‍‌​‌‍‌‌​ ‌‌ ​​‌ ​‍‌‍‌‌‌ ​ ‌‍‌‌‌‍ ‍‌ ‌​‌‍​‌‌ ‌​‌‍‍‌‌‍ ‌‍ ‍​ ‍ ‌‍‍‌‌‍‌​​ ‌‌‍‌‍‌‍ ‌‍ ‌ ‌​‌‍‌‌‌ ​‍​ ‍ ‌ ‌​‌ ‍‌‌ ​​‌‍‌‌​ ‌‌‍‌‍‌‍ ‌‍ ‌ ‌​‌‍‌‌‌ ​‍​ ‍ ‌ ​​‌‍​‌‌ ‌​‌‍‍​​ ‌‌‍​ ‌‍ ‌‍ ​‌ ‌‌‌‍ ‌‌‍ ‍‌ ​ ​‍‌‌​ ‌‌‌​​‍‌‌ ‌‍‍ ‌‍‌‌‌ ‍‌​‍‌‌​ ​ ‌​‌​​‍‌‌​ ​ ‌​‌​​‍‌‌​ ​‍​ ​‍‌‍‌‌‌‍​‍​ ​‍​ ‍​‌‍​ ​ ‌‌‌‍​ ‌‍​ ‌‍‌‌‌‍​‍‌‍​‌​ ​‌​‍‌‌​ ​‍​ ​‍​‍‌‌​ ‌‌‌​‌​​‍ ‍‌‍ ​‌‍‍‌‌‍ ‍‌‍‍ ‌ ​ ​‍‌‌​ ‌‌‌​​‍‌‌ ‌‍‍ ‌‍‌‌‌ ‍‌​‍‌‌​ ​ ‌​‌​​‍‌‌​ ​ ‌​‌​​‍‌‌​ ​‍​ ​‍​ ‌‍​ ‌‌​ ‌‍​ ‌‌‌‍‌‌‌‍‌‍‌‍​‌​ ​​​ ‌‍​ ‌‌​ ‌​‌‍‌​​‍‌‌​ ​‍​ ​‍​‍‌‌​ ‌‌‌​‌​​‍ ‍‌‍ ‍‌‍​‌‌‍ ‌‌‍‌‌​ ‌‍​‍‌‍​‌‌ ​ ‌‍‌‌‌‌‌‌‌ ​‍‌‍ ​​ ‌‌‍‍​‌ ‌​‌ ‌​‌ ​​‌ ​ ​‍‌‌​ ​ ‌​​‌​‍‌‌​ ​‍‌​‌‍​‍‌‌​ ​‍‌​‌‍‌‍​ ‌‍‍​‌‍‌‌‌‍ ​‌ ​ ‌‍‌‌‌‍​‌‌ ​​‌‍‍‌‌‍‌‌‌ ​‍‌ ​ ​‍ ‍‌ ​ ‌‍​‌‌‍ ‍‌‍‍‌‌ ‌​‌ ‍‌​‍ ‍‌ ​ ‌ ‌​‌ ‌‌‌‍‌​‌‍‍‌‌‍ ​‍‌‍‌‍‍‌‌‍‌​​ ‌‌‍‌‍‌‍ ‌‍ ‌ ‌​‌‍‌‌‌ ​‍​‍‌‍‌ ‌​‌ ‍‌‌ ​​‌‍‌‌​ ‌‌‍‌‍‌‍ ‌‍ ‌ ‌​‌‍‌‌‌ ​‍​‍‌‍‌ ​​‌‍​‌‌ ‌​‌‍‍​​ ‌‌‍​ ‌‍ ‌‍ ​‌ ‌‌‌‍ ‌‌‍ ‍‌ ​ ​‍‌‌​ ‌‌‌​​‍‌‌ ‌‍‍ ‌‍‌‌‌ ‍‌​‍‌‌​ ​ ‌​‌​​‍‌‌​ ​ ‌​‌​​‍‌‌​ ​‍​ ​‍‌‍‌‌‌‍​‍​ ​‍​ ‍​‌‍​ ​ ‌‌‌‍​ ‌‍​ ‌‍‌‌‌‍​‍‌‍​‌​ ​‌​‍‌‌​ ​‍​ ​‍​‍‌‌​ ‌‌‌​‌​​‍ ‍‌‍ ​‌‍‍‌‌‍ ‍‌‍‍ ‌ ​ ​‍‌‌​ ‌‌‌​​‍‌‌ ‌‍‍ ‌‍‌‌‌ ‍‌​‍‌‌​ ​ ‌​‌​​‍‌‌​ ​ ‌​‌​​‍‌‌​ ​‍​ ​‍​ ‌‍​ ‌‌​ ‌‍​ ‌‌‌‍‌‌‌‍‌‍‌‍​‌​ ​​​ ‌‍​ ‌‌​ ‌​‌‍‌​​‍‌‌​ ​‍​ ​‍​‍‌‌​ ‌‌‌​‌​​‍ ‍‌‍ ‍‌‍​‌‌‍ ‌‌‍‌‌​‍‌‍‌ ​​‌‍‌‌‌ ​‍‌ ​ ‌ ​​‌‍‌‌‌‍​ ‌ ‌​‌‍‍‌‌ ‌‍‌‍‌‌​ ‌‌ ​​‌ ‌‌‌‍​‍‌‍ ​‌‍‍‌‌ ​ ‌‍‍​‌‍‌‌‌‍‌​​‍​‍‌ ‌
Company​​​​‌ ‍ ​‍​‍‌‍ ‌ ​‍‌‍‍‌‌‍‌ ‌‍‍‌‌‍ ‍​‍​‍​ ‍‍​‍​‍‌ ​ ‌‍​‌‌‍ ‍‌‍‍‌‌ ‌​‌ ‍‌​‍ ‍‌‍‍‌‌‍ ​‍​‍​‍ ​​‍​‍‌‍‍​‌ ​‍‌‍‌‌‌‍‌‍​‍​‍​ ‍‍​‍​‍‌‍‍​‌ ‌​‌ ‌​‌ ​​‌ ​ ​ ‍‍​‍ ​‍ ‌‍​ ‌‍‍​‌‍‌‌‌‍ ​‌ ​ ‌‍‌‌‌‍​‌‌ ​​‌‍‍‌‌‍‌‌‌ ​‍‌ ​ ​‍ ‍‌ ​ ‌‍​‌‌‍ ‍‌‍‍‌‌ ‌​‌ ‍‌​‍ ‍‌ ​ ‌ ‌​‌ ‌‌‌‍‌​‌‍‍‌‌‍ ​‍ ‌‍‍‌‌‍ ‍‌ ‌​‌‍‌‌‌‍ ‍‌ ‌​​‍ ‌‍‌‌‌‍‌​‌‍‍‌‌ ‌​​‍ ‌‍ ‌‌‍ ‌‍‌​‌‍‌‌​ ‌‌ ​​‌ ​‍‌‍‌‌‌ ​ ‌‍‌‌‌‍ ‍‌ ‌​‌‍​‌‌ ‌​‌‍‍‌‌‍ ‌‍ ‍​ ‍ ‌‍‍‌‌‍‌​​ ‌‌‍‌‍‌‍ ‌‍ ‌ ‌​‌‍‌‌‌ ​‍​ ‍ ‌ ‌​‌ ‍‌‌ ​​‌‍‌‌​ ‌‌‍‌‍‌‍ ‌‍ ‌ ‌​‌‍‌‌‌ ​‍​ ‍ ‌ ​​‌‍​‌‌ ‌​‌‍‍​​ ‌‌‍​ ‌‍ ‌‍ ​‌ ‌‌‌‍ ‌‌‍ ‍‌ ​ ​‍‌‌​ ‌‌‌​​‍‌‌ ‌‍‍ ‌‍‌‌‌ ‍‌​‍‌‌​ ​ ‌​‌​​‍‌‌​ ​ ‌​‌​​‍‌‌​ ​‍​ ​‍‌‍​ ​ ​ ​ ‌​​ ​​‌‍​ ​ ‌‍‌‍‌​​ ‌​‌‍‌‍‌‍‌‌‌‍‌‌‌‍‌​​‍‌‌​ ​‍​ ​‍​‍‌‌​ ‌‌‌​‌​​‍ ‍‌ ‌​‌‍‍‌‌ ‌​‌‍ ​‌‍‌‌​ ‌‍​‍‌‍​‌‌ ​ ‌‍‌‌‌‌‌‌‌ ​‍‌‍ ​​ ‌‌‍‍​‌ ‌​‌ ‌​‌ ​​‌ ​ ​‍‌‌​ ​ ‌​​‌​‍‌‌​ ​‍‌​‌‍​‍‌‌​ ​‍‌​‌‍‌‍​ ‌‍‍​‌‍‌‌‌‍ ​‌ ​ ‌‍‌‌‌‍​‌‌ ​​‌‍‍‌‌‍‌‌‌ ​‍‌ ​ ​‍ ‍‌ ​ ‌‍​‌‌‍ ‍‌‍‍‌‌ ‌​‌ ‍‌​‍ ‍‌ ​ ‌ ‌​‌ ‌‌‌‍‌​‌‍‍‌‌‍ ​‍‌‍‌‍‍‌‌‍‌​​ ‌‌‍‌‍‌‍ ‌‍ ‌ ‌​‌‍‌‌‌ ​‍​‍‌‍‌ ‌​‌ ‍‌‌ ​​‌‍‌‌​ ‌‌‍‌‍‌‍ ‌‍ ‌ ‌​‌‍‌‌‌ ​‍​‍‌‍‌ ​​‌‍​‌‌ ‌​‌‍‍​​ ‌‌‍​ ‌‍ ‌‍ ​‌ ‌‌‌‍ ‌‌‍ ‍‌ ​ ​‍‌‌​ ‌‌‌​​‍‌‌ ‌‍‍ ‌‍‌‌‌ ‍‌​‍‌‌​ ​ ‌​‌​​‍‌‌​ ​ ‌​‌​​‍‌‌​ ​‍​ ​‍‌‍​ ​ ​ ​ ‌​​ ​​‌‍​ ​ ‌‍‌‍‌​​ ‌​‌‍‌‍‌‍‌‌‌‍‌‌‌‍‌​​‍‌‌​ ​‍​ ​‍​‍‌‌​ ‌‌‌​‌​​‍ ‍‌ ‌​‌‍‍‌‌ ‌​‌‍ ​‌‍‌‌​‍‌‍‌ ​​‌‍‌‌‌ ​‍‌ ​ ‌ ​​‌‍‌‌‌‍​ ‌ ‌​‌‍‍‌‌ ‌‍‌‍‌‌​ ‌‌ ​​‌ ‌‌‌‍​‍‌‍ ​‌‍‍‌‌ ​ ‌‍‍​‌‍‌‌‌‍‌​​‍​‍‌ ‌